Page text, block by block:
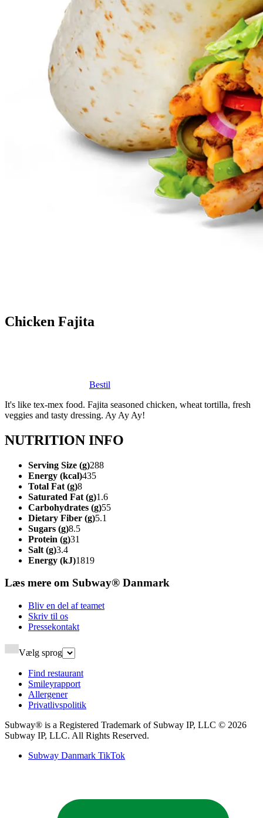
Chicken Fajita​​​​‌ ‍ ​‍​‍‌‍ ‌ ​‍‌‍‍‌‌‍‌ ‌‍‍‌‌‍ ‍​‍​‍​ ‍‍​‍​‍‌ ​ ‌‍​‌‌‍ ‍‌‍‍‌‌ ‌​‌ ‍‌​‍ ‍‌‍‍‌‌‍ ​‍​‍​‍ ​​‍​‍‌‍‍​‌ ​‍‌‍‌‌‌‍‌‍​‍​‍​ ‍‍​‍​‍‌‍‍​‌ ‌​‌ ‌​‌ ​​‌ ​ ​ ‍‍​‍ ​‍ ‌‍ ‍‌‍ ‌ ​‍‌‍‌​‌‍‍‌‌‍​ ​‍ ‌‌‍​‍‌‍‍‌‌ ‌​‌‍‌‌‌ ​ ​‍ ‌‌‍‌ ‌ ​‍‌‍ ‌ ‌‌‌ ​​​‍ ‌‌ ​ ‌ ‌​‌ ‌‌‌‍‌​‌‍‍‌‌‍ ​‍ ‍‌ ‌‍‌‍‌‌‌ ​‍‌‍​ ‌‍‌‌‌‍ ​​‍ ‍‌‍​‌‌ ​​‌ ​​​‍ ‌‍‍‌‌‍ ‍‌ ‌​‌‍‌‌‌‍ ‍‌ ‌​​‍ ‌‍‌‌‌‍‌​‌‍‍‌‌ ‌​​‍ ‌‍ ‌‌‍ ‌‍‌​‌‍‌‌​ ‌‌ ​​‌ ​‍‌‍‌‌‌ ​ ‌‍‌‌‌‍ ‍‌ ‌​‌‍​‌‌ ‌​‌‍‍‌‌‍ ‌‍ ‍​ ‍ ‌‍‍‌‌‍‌​​ ‌​ ​ ‌‍‌​​ ‍​‌‍‌‌​ ‌ ‌‍​‌​ ‌‌‌‍‌​​‍ ‌​ ‌‌‌‍‌​​ ‌‍​ ‌‌​‍ ‌​ ‌​​ ‌‍​ ​ ​ ‍​​‍ ‌​ ‍​‌‍​‌‌‍​‍​ ​‌​‍ ‌​ ‌‌​ ‌​​ ‌​‌‍​‌‌‍​‌‌‍​‌​ ‌​​ ‍​​ ‌ ​ ‍​​ ‌‍​ ​‍​ ‍ ‌ ‌​‌ ‍‌‌ ​​‌‍‌‌​ ‌‌ ​​‌ ​‍‌‍ ‌‍‌​‌ ‌‌‌‍​ ‌ ‌​​ ‍ ‌ ​​‌‍​‌‌ ‌​‌‍‍​​ ‌‌‍ ‍‌‍​‌‌‍ ‌‌‍‌‌​‍‌‌​ ‌‌‌​​‍‌‌ ‌‍‍ ‌‍‌‌‌ ‍‌​‍‌‌​ ​ ‌​‌​​‍‌‌​ ​ ‌​‌​​‍‌‌​ ​‍​ ​‍‌‍‌​‌‍​‌​‍‌‌​ ​‍​ ​‍​‍‌‌​ ‌‌‌​‌​​‍ ‍‌ ‌‍‌‍​‌‌‍ ​‌ ‌‌‌‍‌‌​ ‌‍​‍‌‍​‌‌ ​ ‌‍‌‌‌‌‌‌‌ ​‍‌‍ ​​ ‌‌‍‍​‌ ‌​‌ ‌​‌ ​​‌ ​ ​‍‌‌​ ​ ‌​​‌​‍‌‌​ ​‍‌​‌‍​‍‌‌​ ​‍‌​‌‍‌‍ ‍‌‍ ‌ ​‍‌‍‌​‌‍‍‌‌‍​ ​‍ ‌‌‍​‍‌‍‍‌‌ ‌​‌‍‌‌‌ ​ ​‍ ‌‌‍‌ ‌ ​‍‌‍ ‌ ‌‌‌ ​​​‍ ‌‌ ​ ‌ ‌​‌ ‌‌‌‍‌​‌‍‍‌‌‍ ​‍ ‍‌ ‌‍‌‍‌‌‌ ​‍‌‍​ ‌‍‌‌‌‍ ​​‍ ‍‌‍​‌‌ ​​‌ ​​​‍‌‍‌‍‍‌‌‍‌​​ ‌​ ​ ‌‍‌​​ ‍​‌‍‌‌​ ‌ ‌‍​‌​ ‌‌‌‍‌​​‍ ‌​ ‌‌‌‍‌​​ ‌‍​ ‌‌​‍ ‌​ ‌​​ ‌‍​ ​ ​ ‍​​‍ ‌​ ‍​‌‍​‌‌‍​‍​ ​‌​‍ ‌​ ‌‌​ ‌​​ ‌​‌‍​‌‌‍​‌‌‍​‌​ ‌​​ ‍​​ ‌ ​ ‍​​ ‌‍​ ​‍​‍‌‍‌ ‌​‌ ‍‌‌ ​​‌‍‌‌​ ‌‌ ​​‌ ​‍‌‍ ‌‍‌​‌ ‌‌‌‍​ ‌ ‌​​‍‌‍‌ ​​‌‍​‌‌ ‌​‌‍‍​​ ‌‌‍ ‍‌‍​‌‌‍ ‌‌‍‌‌​‍‌‌​ ‌‌‌​​‍‌‌ ‌‍‍ ‌‍‌‌‌ ‍‌​‍‌‌​ ​ ‌​‌​​‍‌‌​ ​ ‌​‌​​‍‌‌​ ​‍​ ​‍‌‍‌​‌‍​‌​‍‌‌​ ​‍​ ​‍​‍‌‌​ ‌‌‌​‌​​‍ ‍‌ ‌‍‌‍​‌‌‍ ​‌ ‌‌‌‍‌‌​‍‌‍‌ ​​‌‍‌‌‌ ​‍‌ ​ ‌ ​​‌‍‌‌‌‍​ ‌ ‌​‌‍‍‌‌ ‌‍‌‍‌‌​ ‌‌ ​​‌ ‌‌‌‍​‍‌‍ ​‌‍‍‌‌ ​ ‌‍‍​‌‍‌‌‌‍‌​​‍​‍‌ ‌
Bestil
It's like tex-mex food. Fajita seasoned chicken, wheat tortilla, fresh
veggies and tasty dressing. Ay Ay Ay!​​​​‌ ‍ ​‍​‍‌‍ ‌ ​‍‌‍‍‌‌‍‌ ‌‍‍‌‌‍ ‍​‍​‍​ ‍‍​‍​‍‌ ​ ‌‍​‌‌‍ ‍‌‍‍‌‌ ‌​‌ ‍‌​‍ ‍‌‍‍‌‌‍ ​‍​‍​‍ ​​‍​‍‌‍‍​‌ ​‍‌‍‌‌‌‍‌‍​‍​‍​ ‍‍​‍​‍‌‍‍​‌ ‌​‌ ‌​‌ ​​‌ ​ ​ ‍‍​‍ ​‍ ‌‍ ‍‌‍ ‌ ​‍‌‍‌​‌‍‍‌‌‍​ ​‍ ‌‌‍​‍‌‍‍‌‌ ‌​‌‍‌‌‌ ​ ​‍ ‌‌‍‌ ‌ ​‍‌‍ ‌ ‌‌‌ ​​​‍ ‌‌ ​ ‌ ‌​‌ ‌‌‌‍‌​‌‍‍‌‌‍ ​‍ ‍‌ ‌‍‌‍‌‌‌ ​‍‌‍​ ‌‍‌‌‌‍ ​​‍ ‍‌‍​‌‌ ​​‌ ​​​‍ ‌‍‍‌‌‍ ‍‌ ‌​‌‍‌‌‌‍ ‍‌ ‌​​‍ ‌‍‌‌‌‍‌​‌‍‍‌‌ ‌​​‍ ‌‍ ‌‌‍ ‌‍‌​‌‍‌‌​ ‌‌ ​​‌ ​‍‌‍‌‌‌ ​ ‌‍‌‌‌‍ ‍‌ ‌​‌‍​‌‌ ‌​‌‍‍‌‌‍ ‌‍ ‍​ ‍ ‌‍‍‌‌‍‌​​ ‌​ ​ ‌‍‌​​ ‍​‌‍‌‌​ ‌ ‌‍​‌​ ‌‌‌‍‌​​‍ ‌​ ‌‌‌‍‌​​ ‌‍​ ‌‌​‍ ‌​ ‌​​ ‌‍​ ​ ​ ‍​​‍ ‌​ ‍​‌‍​‌‌‍​‍​ ​‌​‍ ‌​ ‌‌​ ‌​​ ‌​‌‍​‌‌‍​‌‌‍​‌​ ‌​​ ‍​​ ‌ ​ ‍​​ ‌‍​ ​‍​ ‍ ‌ ‌​‌ ‍‌‌ ​​‌‍‌‌​ ‌‌ ​​‌ ​‍‌‍ ‌‍‌​‌ ‌‌‌‍​ ‌ ‌​​ ‍ ‌ ​​‌‍​‌‌ ‌​‌‍‍​​ ‌‌‍‌​‌‍‌‌‌ ​ ‌‍​ ‌ ​‍‌‍‍‌‌ ​​‌ ‌​‌‍‍‌‌‍ ‌‍ ‍​‍‌‌​ ‌‌‌​​‍‌‌ ‌‍‍ ‌‍‌‌‌ ‍‌​‍‌‌​ ​ ‌​‌​​‍‌‌​ ​ ‌​‌​​‍‌‌​ ​‍​ ​‍‌‍‌​‌‍​‌​‍‌‌​ ​‍​ ​‍​‍‌‌​ ‌‌‌​‌​​‍ ‍‌ ‌‍‌‍​‌‌‍ ​‌ ‌‌‌‍‌‌​‍ ‍‌ ‌‍‌‍​‌‌‍ ​‌ ‌‌‌‍‌‌​‍‌‌​ ‌‌‌​​‍‌‌ ‌‍‍ ‌‍‌‌‌ ‍‌​‍‌‌​ ​ ‌​‌​​‍‌‌​ ​ ‌​‌​​‍‌‌​ ​‍​ ​‍​ ‍​​ ​‍‌‍​‍​ ‍​‌‍‌‍‌‍​‍​ ​‍​ ‍‌​ ‍‌​ ‍‌‌‍​‍​ ​‌​‍‌‌​ ​‍​ ​‍​‍‌‌​ ‌‌‌​‌​​‍ ‍‌‍​ ‌‍‍​‌‍‍‌‌‍ ​‌‍‌​‌ ​‍‌‍‌‌‌‍ ‍​‍‌‌​ ‌‌‌​​‍‌‌ ‌‍‍ ‌‍‌‌‌ ‍‌​‍‌‌​ ​ ‌​‌​​‍‌‌​ ​ ‌​‌​​‍‌‌​ ​‍​ ​‍​ ‌‍‌‍‌‍‌‍​ ​ ‍‌‌‍​‍​ ​‍‌‍​‌‌‍​ ‌‍​ ‌‍‌‌​ ​‌​ ‍‌​‍‌‌​ ​‍​ ​‍​‍‌‌​ ‌‌‌​‌​​‍ ‍‌ ‌​‌‍‌‌‌ ‍​‌ ‌​​ ‌‍​‍‌‍​‌‌ ​ ‌‍‌‌‌‌‌‌‌ ​‍‌‍ ​​ ‌‌‍‍​‌ ‌​‌ ‌​‌ ​​‌ ​ ​‍‌‌​ ​ ‌​​‌​‍‌‌​ ​‍‌​‌‍​‍‌‌​ ​‍‌​‌‍‌‍ ‍‌‍ ‌ ​‍‌‍‌​‌‍‍‌‌‍​ ​‍ ‌‌‍​‍‌‍‍‌‌ ‌​‌‍‌‌‌ ​ ​‍ ‌‌‍‌ ‌ ​‍‌‍ ‌ ‌‌‌ ​​​‍ ‌‌ ​ ‌ ‌​‌ ‌‌‌‍‌​‌‍‍‌‌‍ ​‍ ‍‌ ‌‍‌‍‌‌‌ ​‍‌‍​ ‌‍‌‌‌‍ ​​‍ ‍‌‍​‌‌ ​​‌ ​​​‍‌‍‌‍‍‌‌‍‌​​ ‌​ ​ ‌‍‌​​ ‍​‌‍‌‌​ ‌ ‌‍​‌​ ‌‌‌‍‌​​‍ ‌​ ‌‌‌‍‌​​ ‌‍​ ‌‌​‍ ‌​ ‌​​ ‌‍​ ​ ​ ‍​​‍ ‌​ ‍​‌‍​‌‌‍​‍​ ​‌​‍ ‌​ ‌‌​ ‌​​ ‌​‌‍​‌‌‍​‌‌‍​‌​ ‌​​ ‍​​ ‌ ​ ‍​​ ‌‍​ ​‍​‍‌‍‌ ‌​‌ ‍‌‌ ​​‌‍‌‌​ ‌‌ ​​‌ ​‍‌‍ ‌‍‌​‌ ‌‌‌‍​ ‌ ‌​​‍‌‍‌ ​​‌‍​‌‌ ‌​‌‍‍​​ ‌‌‍‌​‌‍‌‌‌ ​ ‌‍​ ‌ ​‍‌‍‍‌‌ ​​‌ ‌​‌‍‍‌‌‍ ‌‍ ‍​‍‌‌​ ‌‌‌​​‍‌‌ ‌‍‍ ‌‍‌‌‌ ‍‌​‍‌‌​ ​ ‌​‌​​‍‌‌​ ​ ‌​‌​​‍‌‌​ ​‍​ ​‍‌‍‌​‌‍​‌​‍‌‌​ ​‍​ ​‍​‍‌‌​ ‌‌‌​‌​​‍ ‍‌ ‌‍‌‍​‌‌‍ ​‌ ‌‌‌‍‌‌​‍ ‍‌ ‌‍‌‍​‌‌‍ ​‌ ‌‌‌‍‌‌​‍‌‌​ ‌‌‌​​‍‌‌ ‌‍‍ ‌‍‌‌‌ ‍‌​‍‌‌​ ​ ‌​‌​​‍‌‌​ ​ ‌​‌​​‍‌‌​ ​‍​ ​‍​ ‍​​ ​‍‌‍​‍​ ‍​‌‍‌‍‌‍​‍​ ​‍​ ‍‌​ ‍‌​ ‍‌‌‍​‍​ ​‌​‍‌‌​ ​‍​ ​‍​‍‌‌​ ‌‌‌​‌​​‍ ‍‌‍​ ‌‍‍​‌‍‍‌‌‍ ​‌‍‌​‌ ​‍‌‍‌‌‌‍ ‍​‍‌‌​ ‌‌‌​​‍‌‌ ‌‍‍ ‌‍‌‌‌ ‍‌​‍‌‌​ ​ ‌​‌​​‍‌‌​ ​ ‌​‌​​‍‌‌​ ​‍​ ​‍​ ‌‍‌‍‌‍‌‍​ ​ ‍‌‌‍​‍​ ​‍‌‍​‌‌‍​ ‌‍​ ‌‍‌‌​ ​‌​ ‍‌​‍‌‌​ ​‍​ ​‍​‍‌‌​ ‌‌‌​‌​​‍ ‍‌ ‌​‌‍‌‌‌ ‍​‌ ‌​​‍‌‍‌ ​​‌‍‌‌‌ ​‍‌ ​ ‌ ​​‌‍‌‌‌‍​ ‌ ‌​‌‍‍‌‌ ‌‍‌‍‌‌​ ‌‌ ​​‌ ‌‌‌‍​‍‌‍ ​‌‍‍‌‌ ​ ‌‍‍​‌‍‌‌‌‍‌​​‍​‍‌ ‌
NUTRITION INFO​​​​‌ ‍ ​‍​‍‌‍ ‌ ​‍‌‍‍‌‌‍‌ ‌‍‍‌‌‍ ‍​‍​‍​ ‍‍​‍​‍‌ ​ ‌‍​‌‌‍ ‍‌‍‍‌‌ ‌​‌ ‍‌​‍ ‍‌‍‍‌‌‍ ​‍​‍​‍ ​​‍​‍‌‍‍​‌ ​‍‌‍‌‌‌‍‌‍​‍​‍​ ‍‍​‍​‍‌‍‍​‌ ‌​‌ ‌​‌ ​​‌ ​ ​ ‍‍​‍ ​‍ ‌‍ ‍‌‍ ‌ ​‍‌‍‌​‌‍‍‌‌‍​ ​‍ ‌‌‍​‍‌‍‍‌‌ ‌​‌‍‌‌‌ ​ ​‍ ‌‌‍‌ ‌ ​‍‌‍ ‌ ‌‌‌ ​​​‍ ‌‌ ​ ‌ ‌​‌ ‌‌‌‍‌​‌‍‍‌‌‍ ​‍ ‍‌ ‌‍‌‍‌‌‌ ​‍‌‍​ ‌‍‌‌‌‍ ​​‍ ‍‌‍​‌‌ ​​‌ ​​​‍ ‌‍‍‌‌‍ ‍‌ ‌​‌‍‌‌‌‍ ‍‌ ‌​​‍ ‌‍‌‌‌‍‌​‌‍‍‌‌ ‌​​‍ ‌‍ ‌‌‍ ‌‍‌​‌‍‌‌​ ‌‌ ​​‌ ​‍‌‍‌‌‌ ​ ‌‍‌‌‌‍ ‍‌ ‌​‌‍​‌‌ ‌​‌‍‍‌‌‍ ‌‍ ‍​ ‍ ‌‍‍‌‌‍‌​​ ‌​ ​ ‌‍‌​​ ‍​‌‍‌‌​ ‌ ‌‍​‌​ ‌‌‌‍‌​​‍ ‌​ ‌‌‌‍‌​​ ‌‍​ ‌‌​‍ ‌​ ‌​​ ‌‍​ ​ ​ ‍​​‍ ‌​ ‍​‌‍​‌‌‍​‍​ ​‌​‍ ‌​ ‌‌​ ‌​​ ‌​‌‍​‌‌‍​‌‌‍​‌​ ‌​​ ‍​​ ‌ ​ ‍​​ ‌‍​ ​‍​ ‍ ‌ ‌​‌ ‍‌‌ ​​‌‍‌‌​ ‌‌ ​​‌ ​‍‌‍ ‌‍‌​‌ ‌‌‌‍​ ‌ ‌​​ ‍ ‌ ​​‌‍​‌‌ ‌​‌‍‍​​ ‌‌‍‌​‌‍‌‌‌ ​ ‌‍​ ‌ ​‍‌‍‍‌‌ ​​‌ ‌​‌‍‍‌‌‍ ‌‍ ‍​‍‌‌​ ‌‌‌​​‍‌‌ ‌‍‍ ‌‍‌‌‌ ‍‌​‍‌‌​ ​ ‌​‌​​‍‌‌​ ​ ‌​‌​​‍‌‌​ ​‍​ ​‍‌‍‌​‌‍​‌​‍‌‌​ ​‍​ ​‍​‍‌‌​ ‌‌‌​‌​​‍ ‍‌ ‌‍‌‍​‌‌‍ ​‌ ‌‌‌‍‌‌​‍ ‍‌ ‌‍‌‍​‌‌‍ ​‌ ‌‌‌‍‌‌​‍‌‌​ ‌‌‌​​‍‌‌ ‌‍‍ ‌‍‌‌‌ ‍‌​‍‌‌​ ​ ‌​‌​​‍‌‌​ ​ ‌​‌​​‍‌‌​ ​‍​ ​‍​ ‌​‌‍‌​‌‍‌‌‌‍​ ​ ‌ ​ ‌‍‌‍​‌‌‍‌‌‌‍​ ​ ‌ ​ ​‍​ ‌​​‍‌‌​ ​‍​ ​‍​‍‌‌​ ‌‌‌​‌​​‍ ‍‌‍​ ‌‍‍​‌‍‍‌‌‍ ​‌‍‌​‌ ​‍‌‍‌‌‌‍ ‍​‍‌‌​ ‌‌‌​​‍‌‌ ‌‍‍ ‌‍‌‌‌ ‍‌​‍‌‌​ ​ ‌​‌​​‍‌‌​ ​ ‌​‌​​‍‌‌​ ​‍​ ​‍​ ‌‌‌‍​ ​ ​ ​ ​‌‌‍​‍‌‍‌‌‌‍‌‍​ ​​​ ​ ‌‍‌‌‌‍​‍​ ‍​​‍‌‌​ ​‍​ ​‍​‍‌‌​ ‌‌‌​‌​​‍ ‍‌ ‌​‌‍‌‌‌ ‍​‌ ‌​​ ‌‍​‍‌‍​‌‌ ​ ‌‍‌‌‌‌‌‌‌ ​‍‌‍ ​​ ‌‌‍‍​‌ ‌​‌ ‌​‌ ​​‌ ​ ​‍‌‌​ ​ ‌​​‌​‍‌‌​ ​‍‌​‌‍​‍‌‌​ ​‍‌​‌‍‌‍ ‍‌‍ ‌ ​‍‌‍‌​‌‍‍‌‌‍​ ​‍ ‌‌‍​‍‌‍‍‌‌ ‌​‌‍‌‌‌ ​ ​‍ ‌‌‍‌ ‌ ​‍‌‍ ‌ ‌‌‌ ​​​‍ ‌‌ ​ ‌ ‌​‌ ‌‌‌‍‌​‌‍‍‌‌‍ ​‍ ‍‌ ‌‍‌‍‌‌‌ ​‍‌‍​ ‌‍‌‌‌‍ ​​‍ ‍‌‍​‌‌ ​​‌ ​​​‍‌‍‌‍‍‌‌‍‌​​ ‌​ ​ ‌‍‌​​ ‍​‌‍‌‌​ ‌ ‌‍​‌​ ‌‌‌‍‌​​‍ ‌​ ‌‌‌‍‌​​ ‌‍​ ‌‌​‍ ‌​ ‌​​ ‌‍​ ​ ​ ‍​​‍ ‌​ ‍​‌‍​‌‌‍​‍​ ​‌​‍ ‌​ ‌‌​ ‌​​ ‌​‌‍​‌‌‍​‌‌‍​‌​ ‌​​ ‍​​ ‌ ​ ‍​​ ‌‍​ ​‍​‍‌‍‌ ‌​‌ ‍‌‌ ​​‌‍‌‌​ ‌‌ ​​‌ ​‍‌‍ ‌‍‌​‌ ‌‌‌‍​ ‌ ‌​​‍‌‍‌ ​​‌‍​‌‌ ‌​‌‍‍​​ ‌‌‍‌​‌‍‌‌‌ ​ ‌‍​ ‌ ​‍‌‍‍‌‌ ​​‌ ‌​‌‍‍‌‌‍ ‌‍ ‍​‍‌‌​ ‌‌‌​​‍‌‌ ‌‍‍ ‌‍‌‌‌ ‍‌​‍‌‌​ ​ ‌​‌​​‍‌‌​ ​ ‌​‌​​‍‌‌​ ​‍​ ​‍‌‍‌​‌‍​‌​‍‌‌​ ​‍​ ​‍​‍‌‌​ ‌‌‌​‌​​‍ ‍‌ ‌‍‌‍​‌‌‍ ​‌ ‌‌‌‍‌‌​‍ ‍‌ ‌‍‌‍​‌‌‍ ​‌ ‌‌‌‍‌‌​‍‌‌​ ‌‌‌​​‍‌‌ ‌‍‍ ‌‍‌‌‌ ‍‌​‍‌‌​ ​ ‌​‌​​‍‌‌​ ​ ‌​‌​​‍‌‌​ ​‍​ ​‍​ ‌​‌‍‌​‌‍‌‌‌‍​ ​ ‌ ​ ‌‍‌‍​‌‌‍‌‌‌‍​ ​ ‌ ​ ​‍​ ‌​​‍‌‌​ ​‍​ ​‍​‍‌‌​ ‌‌‌​‌​​‍ ‍‌‍​ ‌‍‍​‌‍‍‌‌‍ ​‌‍‌​‌ ​‍‌‍‌‌‌‍ ‍​‍‌‌​ ‌‌‌​​‍‌‌ ‌‍‍ ‌‍‌‌‌ ‍‌​‍‌‌​ ​ ‌​‌​​‍‌‌​ ​ ‌​‌​​‍‌‌​ ​‍​ ​‍​ ‌‌‌‍​ ​ ​ ​ ​‌‌‍​‍‌‍‌‌‌‍‌‍​ ​​​ ​ ‌‍‌‌‌‍​‍​ ‍​​‍‌‌​ ​‍​ ​‍​‍‌‌​ ‌‌‌​‌​​‍ ‍‌ ‌​‌‍‌‌‌ ‍​‌ ‌​​‍‌‍‌ ​​‌‍‌‌‌ ​‍‌ ​ ‌ ​​‌‍‌‌‌‍​ ‌ ‌​‌‍‍‌‌ ‌‍‌‍‌‌​ ‌‌ ​​‌ ‌‌‌‍​‍‌‍ ​‌‍‍‌‌ ​ ‌‍‍​‌‍‌‌‌‍‌​​‍​‍‌ ‌
Serving Size (g)​​​​‌ ‍ ​‍​‍‌‍ ‌ ​‍‌‍‍‌‌‍‌ ‌‍‍‌‌‍ ‍​‍​‍​ ‍‍​‍​‍‌ ​ ‌‍​‌‌‍ ‍‌‍‍‌‌ ‌​‌ ‍‌​‍ ‍‌‍‍‌‌‍ ​‍​‍​‍ ​​‍​‍‌‍‍​‌ ​‍‌‍‌‌‌‍‌‍​‍​‍​ ‍‍​‍​‍‌‍‍​‌ ‌​‌ ‌​‌ ​​‌ ​ ​ ‍‍​‍ ​‍ ‌‍ ‍‌‍ ‌ ​‍‌‍‌​‌‍‍‌‌‍​ ​‍ ‌‌‍​‍‌‍‍‌‌ ‌​‌‍‌‌‌ ​ ​‍ ‌‌‍‌ ‌ ​‍‌‍ ‌ ‌‌‌ ​​​‍ ‌‌ ​ ‌ ‌​‌ ‌‌‌‍‌​‌‍‍‌‌‍ ​‍ ‍‌ ‌‍‌‍‌‌‌ ​‍‌‍​ ‌‍‌‌‌‍ ​​‍ ‍‌‍​‌‌ ​​‌ ​​​‍ ‌‍‍‌‌‍ ‍‌ ‌​‌‍‌‌‌‍ ‍‌ ‌​​‍ ‌‍‌‌‌‍‌​‌‍‍‌‌ ‌​​‍ ‌‍ ‌‌‍ ‌‍‌​‌‍‌‌​ ‌‌ ​​‌ ​‍‌‍‌‌‌ ​ ‌‍‌‌‌‍ ‍‌ ‌​‌‍​‌‌ ‌​‌‍‍‌‌‍ ‌‍ ‍​ ‍ ‌‍‍‌‌‍‌​​ ‌​ ​ ‌‍‌​​ ‍​‌‍‌‌​ ‌ ‌‍​‌​ ‌‌‌‍‌​​‍ ‌​ ‌‌‌‍‌​​ ‌‍​ ‌‌​‍ ‌​ ‌​​ ‌‍​ ​ ​ ‍​​‍ ‌​ ‍​‌‍​‌‌‍​‍​ ​‌​‍ ‌​ ‌‌​ ‌​​ ‌​‌‍​‌‌‍​‌‌‍​‌​ ‌​​ ‍​​ ‌ ​ ‍​​ ‌‍​ ​‍​ ‍ ‌ ‌​‌ ‍‌‌ ​​‌‍‌‌​ ‌‌ ​​‌ ​‍‌‍ ‌‍‌​‌ ‌‌‌‍​ ‌ ‌​​ ‍ ‌ ​​‌‍​‌‌ ‌​‌‍‍​​ ‌‌‍‌​‌‍‌‌‌ ​ ‌‍​ ‌ ​‍‌‍‍‌‌ ​​‌ ‌​‌‍‍‌‌‍ ‌‍ ‍​‍‌‌​ ‌‌‌​​‍‌‌ ‌‍‍ ‌‍‌‌‌ ‍‌​‍‌‌​ ​ ‌​‌​​‍‌‌​ ​ ‌​‌​​‍‌‌​ ​‍​ ​‍‌‍‌​‌‍​‌​‍‌‌​ ​‍​ ​‍​‍‌‌​ ‌‌‌​‌​​‍ ‍‌ ‌‍‌‍​‌‌‍ ​‌ ‌‌‌‍‌‌​‍ ‍‌ ‌‍‌‍​‌‌‍ ​‌ ‌‌‌‍‌‌​‍‌‌​ ‌‌‌​​‍‌‌ ‌‍‍ ‌‍‌‌‌ ‍‌​‍‌‌​ ​ ‌​‌​​‍‌‌​ ​ ‌​‌​​‍‌‌​ ​‍​ ​‍‌‍‌​​ ​ ​ ‌‍‌‍​ ​ ‍​‌‍‌‌‌‍​ ​ ​‌​ ​‍​ ​‍​ ‌‌​ ‌‌​‍‌‌​ ​‍​ ​‍​‍‌‌​ ‌‌‌​‌​​‍ ‍‌‍​ ‌‍‍​‌‍‍‌‌‍ ​‌‍‌​‌ ​‍‌‍‌‌‌‍ ‍​‍‌‌​ ‌‌‌​​‍‌‌ ‌‍‍ ‌‍‌‌‌ ‍‌​‍‌‌​ ​ ‌​‌​​‍‌‌​ ​ ‌​‌​​‍‌‌​ ​‍​ ​‍​ ​​​ ‍​‌‍‌​​ ‍​‌‍​‍‌‍‌‌‌‍​‌‌‍​ ‌‍‌‌​ ​​​ ‌‍‌‍‌‍​‍‌‌​ ​‍​ ​‍​‍‌‌​ ‌‌‌​‌​​‍ ‍‌ ‌​‌‍‌‌‌ ‍​‌ ‌​​ ‌‍​‍‌‍​‌‌ ​ ‌‍‌‌‌‌‌‌‌ ​‍‌‍ ​​ ‌‌‍‍​‌ ‌​‌ ‌​‌ ​​‌ ​ ​‍‌‌​ ​ ‌​​‌​‍‌‌​ ​‍‌​‌‍​‍‌‌​ ​‍‌​‌‍‌‍ ‍‌‍ ‌ ​‍‌‍‌​‌‍‍‌‌‍​ ​‍ ‌‌‍​‍‌‍‍‌‌ ‌​‌‍‌‌‌ ​ ​‍ ‌‌‍‌ ‌ ​‍‌‍ ‌ ‌‌‌ ​​​‍ ‌‌ ​ ‌ ‌​‌ ‌‌‌‍‌​‌‍‍‌‌‍ ​‍ ‍‌ ‌‍‌‍‌‌‌ ​‍‌‍​ ‌‍‌‌‌‍ ​​‍ ‍‌‍​‌‌ ​​‌ ​​​‍‌‍‌‍‍‌‌‍‌​​ ‌​ ​ ‌‍‌​​ ‍​‌‍‌‌​ ‌ ‌‍​‌​ ‌‌‌‍‌​​‍ ‌​ ‌‌‌‍‌​​ ‌‍​ ‌‌​‍ ‌​ ‌​​ ‌‍​ ​ ​ ‍​​‍ ‌​ ‍​‌‍​‌‌‍​‍​ ​‌​‍ ‌​ ‌‌​ ‌​​ ‌​‌‍​‌‌‍​‌‌‍​‌​ ‌​​ ‍​​ ‌ ​ ‍​​ ‌‍​ ​‍​‍‌‍‌ ‌​‌ ‍‌‌ ​​‌‍‌‌​ ‌‌ ​​‌ ​‍‌‍ ‌‍‌​‌ ‌‌‌‍​ ‌ ‌​​‍‌‍‌ ​​‌‍​‌‌ ‌​‌‍‍​​ ‌‌‍‌​‌‍‌‌‌ ​ ‌‍​ ‌ ​‍‌‍‍‌‌ ​​‌ ‌​‌‍‍‌‌‍ ‌‍ ‍​‍‌‌​ ‌‌‌​​‍‌‌ ‌‍‍ ‌‍‌‌‌ ‍‌​‍‌‌​ ​ ‌​‌​​‍‌‌​ ​ ‌​‌​​‍‌‌​ ​‍​ ​‍‌‍‌​‌‍​‌​‍‌‌​ ​‍​ ​‍​‍‌‌​ ‌‌‌​‌​​‍ ‍‌ ‌‍‌‍​‌‌‍ ​‌ ‌‌‌‍‌‌​‍ ‍‌ ‌‍‌‍​‌‌‍ ​‌ ‌‌‌‍‌‌​‍‌‌​ ‌‌‌​​‍‌‌ ‌‍‍ ‌‍‌‌‌ ‍‌​‍‌‌​ ​ ‌​‌​​‍‌‌​ ​ ‌​‌​​‍‌‌​ ​‍​ ​‍‌‍‌​​ ​ ​ ‌‍‌‍​ ​ ‍​‌‍‌‌‌‍​ ​ ​‌​ ​‍​ ​‍​ ‌‌​ ‌‌​‍‌‌​ ​‍​ ​‍​‍‌‌​ ‌‌‌​‌​​‍ ‍‌‍​ ‌‍‍​‌‍‍‌‌‍ ​‌‍‌​‌ ​‍‌‍‌‌‌‍ ‍​‍‌‌​ ‌‌‌​​‍‌‌ ‌‍‍ ‌‍‌‌‌ ‍‌​‍‌‌​ ​ ‌​‌​​‍‌‌​ ​ ‌​‌​​‍‌‌​ ​‍​ ​‍​ ​​​ ‍​‌‍‌​​ ‍​‌‍​‍‌‍‌‌‌‍​‌‌‍​ ‌‍‌‌​ ​​​ ‌‍‌‍‌‍​‍‌‌​ ​‍​ ​‍​‍‌‌​ ‌‌‌​‌​​‍ ‍‌ ‌​‌‍‌‌‌ ‍​‌ ‌​​‍‌‍‌ ​​‌‍‌‌‌ ​‍‌ ​ ‌ ​​‌‍‌‌‌‍​ ‌ ‌​‌‍‍‌‌ ‌‍‌‍‌‌​ ‌‌ ​​‌ ‌‌‌‍​‍‌‍ ​‌‍‍‌‌ ​ ‌‍‍​‌‍‌‌‌‍‌​​‍​‍‌ ‌288​​​​‌ ‍ ​‍​‍‌‍ ‌ ​‍‌‍‍‌‌‍‌ ‌‍‍‌‌‍ ‍​‍​‍​ ‍‍​‍​‍‌ ​ ‌‍​‌‌‍ ‍‌‍‍‌‌ ‌​‌ ‍‌​‍ ‍‌‍‍‌‌‍ ​‍​‍​‍ ​​‍​‍‌‍‍​‌ ​‍‌‍‌‌‌‍‌‍​‍​‍​ ‍‍​‍​‍‌‍‍​‌ ‌​‌ ‌​‌ ​​‌ ​ ​ ‍‍​‍ ​‍ ‌‍ ‍‌‍ ‌ ​‍‌‍‌​‌‍‍‌‌‍​ ​‍ ‌‌‍​‍‌‍‍‌‌ ‌​‌‍‌‌‌ ​ ​‍ ‌‌‍‌ ‌ ​‍‌‍ ‌ ‌‌‌ ​​​‍ ‌‌ ​ ‌ ‌​‌ ‌‌‌‍‌​‌‍‍‌‌‍ ​‍ ‍‌ ‌‍‌‍‌‌‌ ​‍‌‍​ ‌‍‌‌‌‍ ​​‍ ‍‌‍​‌‌ ​​‌ ​​​‍ ‌‍‍‌‌‍ ‍‌ ‌​‌‍‌‌‌‍ ‍‌ ‌​​‍ ‌‍‌‌‌‍‌​‌‍‍‌‌ ‌​​‍ ‌‍ ‌‌‍ ‌‍‌​‌‍‌‌​ ‌‌ ​​‌ ​‍‌‍‌‌‌ ​ ‌‍‌‌‌‍ ‍‌ ‌​‌‍​‌‌ ‌​‌‍‍‌‌‍ ‌‍ ‍​ ‍ ‌‍‍‌‌‍‌​​ ‌​ ​ ‌‍‌​​ ‍​‌‍‌‌​ ‌ ‌‍​‌​ ‌‌‌‍‌​​‍ ‌​ ‌‌‌‍‌​​ ‌‍​ ‌‌​‍ ‌​ ‌​​ ‌‍​ ​ ​ ‍​​‍ ‌​ ‍​‌‍​‌‌‍​‍​ ​‌​‍ ‌​ ‌‌​ ‌​​ ‌​‌‍​‌‌‍​‌‌‍​‌​ ‌​​ ‍​​ ‌ ​ ‍​​ ‌‍​ ​‍​ ‍ ‌ ‌​‌ ‍‌‌ ​​‌‍‌‌​ ‌‌ ​​‌ ​‍‌‍ ‌‍‌​‌ ‌‌‌‍​ ‌ ‌​​ ‍ ‌ ​​‌‍​‌‌ ‌​‌‍‍​​ ‌‌‍‌​‌‍‌‌‌ ​ ‌‍​ ‌ ​‍‌‍‍‌‌ ​​‌ ‌​‌‍‍‌‌‍ ‌‍ ‍​‍‌‌​ ‌‌‌​​‍‌‌ ‌‍‍ ‌‍‌‌‌ ‍‌​‍‌‌​ ​ ‌​‌​​‍‌‌​ ​ ‌​‌​​‍‌‌​ ​‍​ ​‍‌‍‌​‌‍​‌​‍‌‌​ ​‍​ ​‍​‍‌‌​ ‌‌‌​‌​​‍ ‍‌ ‌‍‌‍​‌‌‍ ​‌ ‌‌‌‍‌‌​‍ ‍‌ ‌‍‌‍​‌‌‍ ​‌ ‌‌‌‍‌‌​‍‌‌​ ‌‌‌​​‍‌‌ ‌‍‍ ‌‍‌‌‌ ‍‌​‍‌‌​ ​ ‌​‌​​‍‌‌​ ​ ‌​‌​​‍‌‌​ ​‍​ ​‍‌‍‌​​ ​ ​ ‌‍‌‍​ ​ ‍​‌‍‌‌‌‍​ ​ ​‌​ ​‍​ ​‍​ ‌‌​ ‌‌​‍‌‌​ ​‍​ ​‍​‍‌‌​ ‌‌‌​‌​​‍ ‍‌‍​ ‌‍‍​‌‍‍‌‌‍ ​‌‍‌​‌ ​‍‌‍‌‌‌‍ ‍​‍‌‌​ ‌‌‌​​‍‌‌ ‌‍‍ ‌‍‌‌‌ ‍‌​‍‌‌​ ​ ‌​‌​​‍‌‌​ ​ ‌​‌​​‍‌‌​ ​‍​ ​‍​ ‍‌‌‍​‍​ ​ ​ ​ ​ ​​​ ‌ ‌‍​ ‌‍​‍‌‍‌‌​ ‌‌​ ‍​​ ​ ​‍‌‌​ ​‍​ ​‍​‍‌‌​ ‌‌‌​‌​​‍ ‍‌ ‌​‌‍‌‌‌ ‍​‌ ‌​​ ‌‍​‍‌‍​‌‌ ​ ‌‍‌‌‌‌‌‌‌ ​‍‌‍ ​​ ‌‌‍‍​‌ ‌​‌ ‌​‌ ​​‌ ​ ​‍‌‌​ ​ ‌​​‌​‍‌‌​ ​‍‌​‌‍​‍‌‌​ ​‍‌​‌‍‌‍ ‍‌‍ ‌ ​‍‌‍‌​‌‍‍‌‌‍​ ​‍ ‌‌‍​‍‌‍‍‌‌ ‌​‌‍‌‌‌ ​ ​‍ ‌‌‍‌ ‌ ​‍‌‍ ‌ ‌‌‌ ​​​‍ ‌‌ ​ ‌ ‌​‌ ‌‌‌‍‌​‌‍‍‌‌‍ ​‍ ‍‌ ‌‍‌‍‌‌‌ ​‍‌‍​ ‌‍‌‌‌‍ ​​‍ ‍‌‍​‌‌ ​​‌ ​​​‍‌‍‌‍‍‌‌‍‌​​ ‌​ ​ ‌‍‌​​ ‍​‌‍‌‌​ ‌ ‌‍​‌​ ‌‌‌‍‌​​‍ ‌​ ‌‌‌‍‌​​ ‌‍​ ‌‌​‍ ‌​ ‌​​ ‌‍​ ​ ​ ‍​​‍ ‌​ ‍​‌‍​‌‌‍​‍​ ​‌​‍ ‌​ ‌‌​ ‌​​ ‌​‌‍​‌‌‍​‌‌‍​‌​ ‌​​ ‍​​ ‌ ​ ‍​​ ‌‍​ ​‍​‍‌‍‌ ‌​‌ ‍‌‌ ​​‌‍‌‌​ ‌‌ ​​‌ ​‍‌‍ ‌‍‌​‌ ‌‌‌‍​ ‌ ‌​​‍‌‍‌ ​​‌‍​‌‌ ‌​‌‍‍​​ ‌‌‍‌​‌‍‌‌‌ ​ ‌‍​ ‌ ​‍‌‍‍‌‌ ​​‌ ‌​‌‍‍‌‌‍ ‌‍ ‍​‍‌‌​ ‌‌‌​​‍‌‌ ‌‍‍ ‌‍‌‌‌ ‍‌​‍‌‌​ ​ ‌​‌​​‍‌‌​ ​ ‌​‌​​‍‌‌​ ​‍​ ​‍‌‍‌​‌‍​‌​‍‌‌​ ​‍​ ​‍​‍‌‌​ ‌‌‌​‌​​‍ ‍‌ ‌‍‌‍​‌‌‍ ​‌ ‌‌‌‍‌‌​‍ ‍‌ ‌‍‌‍​‌‌‍ ​‌ ‌‌‌‍‌‌​‍‌‌​ ‌‌‌​​‍‌‌ ‌‍‍ ‌‍‌‌‌ ‍‌​‍‌‌​ ​ ‌​‌​​‍‌‌​ ​ ‌​‌​​‍‌‌​ ​‍​ ​‍‌‍‌​​ ​ ​ ‌‍‌‍​ ​ ‍​‌‍‌‌‌‍​ ​ ​‌​ ​‍​ ​‍​ ‌‌​ ‌‌​‍‌‌​ ​‍​ ​‍​‍‌‌​ ‌‌‌​‌​​‍ ‍‌‍​ ‌‍‍​‌‍‍‌‌‍ ​‌‍‌​‌ ​‍‌‍‌‌‌‍ ‍​‍‌‌​ ‌‌‌​​‍‌‌ ‌‍‍ ‌‍‌‌‌ ‍‌​‍‌‌​ ​ ‌​‌​​‍‌‌​ ​ ‌​‌​​‍‌‌​ ​‍​ ​‍​ ‍‌‌‍​‍​ ​ ​ ​ ​ ​​​ ‌ ‌‍​ ‌‍​‍‌‍‌‌​ ‌‌​ ‍​​ ​ ​‍‌‌​ ​‍​ ​‍​‍‌‌​ ‌‌‌​‌​​‍ ‍‌ ‌​‌‍‌‌‌ ‍​‌ ‌​​‍‌‍‌ ​​‌‍‌‌‌ ​‍‌ ​ ‌ ​​‌‍‌‌‌‍​ ‌ ‌​‌‍‍‌‌ ‌‍‌‍‌‌​ ‌‌ ​​‌ ‌‌‌‍​‍‌‍ ​‌‍‍‌‌ ​ ‌‍‍​‌‍‌‌‌‍‌​​‍​‍‌ ‌
Energy (kcal)​​​​‌ ‍ ​‍​‍‌‍ ‌ ​‍‌‍‍‌‌‍‌ ‌‍‍‌‌‍ ‍​‍​‍​ ‍‍​‍​‍‌ ​ ‌‍​‌‌‍ ‍‌‍‍‌‌ ‌​‌ ‍‌​‍ ‍‌‍‍‌‌‍ ​‍​‍​‍ ​​‍​‍‌‍‍​‌ ​‍‌‍‌‌‌‍‌‍​‍​‍​ ‍‍​‍​‍‌‍‍​‌ ‌​‌ ‌​‌ ​​‌ ​ ​ ‍‍​‍ ​‍ ‌‍ ‍‌‍ ‌ ​‍‌‍‌​‌‍‍‌‌‍​ ​‍ ‌‌‍​‍‌‍‍‌‌ ‌​‌‍‌‌‌ ​ ​‍ ‌‌‍‌ ‌ ​‍‌‍ ‌ ‌‌‌ ​​​‍ ‌‌ ​ ‌ ‌​‌ ‌‌‌‍‌​‌‍‍‌‌‍ ​‍ ‍‌ ‌‍‌‍‌‌‌ ​‍‌‍​ ‌‍‌‌‌‍ ​​‍ ‍‌‍​‌‌ ​​‌ ​​​‍ ‌‍‍‌‌‍ ‍‌ ‌​‌‍‌‌‌‍ ‍‌ ‌​​‍ ‌‍‌‌‌‍‌​‌‍‍‌‌ ‌​​‍ ‌‍ ‌‌‍ ‌‍‌​‌‍‌‌​ ‌‌ ​​‌ ​‍‌‍‌‌‌ ​ ‌‍‌‌‌‍ ‍‌ ‌​‌‍​‌‌ ‌​‌‍‍‌‌‍ ‌‍ ‍​ ‍ ‌‍‍‌‌‍‌​​ ‌​ ​ ‌‍‌​​ ‍​‌‍‌‌​ ‌ ‌‍​‌​ ‌‌‌‍‌​​‍ ‌​ ‌‌‌‍‌​​ ‌‍​ ‌‌​‍ ‌​ ‌​​ ‌‍​ ​ ​ ‍​​‍ ‌​ ‍​‌‍​‌‌‍​‍​ ​‌​‍ ‌​ ‌‌​ ‌​​ ‌​‌‍​‌‌‍​‌‌‍​‌​ ‌​​ ‍​​ ‌ ​ ‍​​ ‌‍​ ​‍​ ‍ ‌ ‌​‌ ‍‌‌ ​​‌‍‌‌​ ‌‌ ​​‌ ​‍‌‍ ‌‍‌​‌ ‌‌‌‍​ ‌ ‌​​ ‍ ‌ ​​‌‍​‌‌ ‌​‌‍‍​​ ‌‌‍‌​‌‍‌‌‌ ​ ‌‍​ ‌ ​‍‌‍‍‌‌ ​​‌ ‌​‌‍‍‌‌‍ ‌‍ ‍​‍‌‌​ ‌‌‌​​‍‌‌ ‌‍‍ ‌‍‌‌‌ ‍‌​‍‌‌​ ​ ‌​‌​​‍‌‌​ ​ ‌​‌​​‍‌‌​ ​‍​ ​‍‌‍‌​‌‍​‌​‍‌‌​ ​‍​ ​‍​‍‌‌​ ‌‌‌​‌​​‍ ‍‌ ‌‍‌‍​‌‌‍ ​‌ ‌‌‌‍‌‌​‍ ‍‌ ‌‍‌‍​‌‌‍ ​‌ ‌‌‌‍‌‌​‍‌‌​ ‌‌‌​​‍‌‌ ‌‍‍ ‌‍‌‌‌ ‍‌​‍‌‌​ ​ ‌​‌​​‍‌‌​ ​ ‌​‌​​‍‌‌​ ​‍​ ​‍​ ‌‌​ ‍‌​ ‌‌​ ​ ​ ​​​ ‌‍‌‍​ ‌‍‌‌​ ‌‌​ ‌ ‌‍‌‍‌‍‌​​‍‌‌​ ​‍​ ​‍​‍‌‌​ ‌‌‌​‌​​‍ ‍‌‍​ ‌‍‍​‌‍‍‌‌‍ ​‌‍‌​‌ ​‍‌‍‌‌‌‍ ‍​‍‌‌​ ‌‌‌​​‍‌‌ ‌‍‍ ‌‍‌‌‌ ‍‌​‍‌‌​ ​ ‌​‌​​‍‌‌​ ​ ‌​‌​​‍‌‌​ ​‍​ ​‍​ ​ ​ ‍‌‌‍​‌​ ‌​​ ​​​ ‍‌‌‍‌​​ ​​​ ​​‌‍‌​‌‍‌​​ ‍​​‍‌‌​ ​‍​ ​‍​‍‌‌​ ‌‌‌​‌​​‍ ‍‌ ‌​‌‍‌‌‌ ‍​‌ ‌​​ ‌‍​‍‌‍​‌‌ ​ ‌‍‌‌‌‌‌‌‌ ​‍‌‍ ​​ ‌‌‍‍​‌ ‌​‌ ‌​‌ ​​‌ ​ ​‍‌‌​ ​ ‌​​‌​‍‌‌​ ​‍‌​‌‍​‍‌‌​ ​‍‌​‌‍‌‍ ‍‌‍ ‌ ​‍‌‍‌​‌‍‍‌‌‍​ ​‍ ‌‌‍​‍‌‍‍‌‌ ‌​‌‍‌‌‌ ​ ​‍ ‌‌‍‌ ‌ ​‍‌‍ ‌ ‌‌‌ ​​​‍ ‌‌ ​ ‌ ‌​‌ ‌‌‌‍‌​‌‍‍‌‌‍ ​‍ ‍‌ ‌‍‌‍‌‌‌ ​‍‌‍​ ‌‍‌‌‌‍ ​​‍ ‍‌‍​‌‌ ​​‌ ​​​‍‌‍‌‍‍‌‌‍‌​​ ‌​ ​ ‌‍‌​​ ‍​‌‍‌‌​ ‌ ‌‍​‌​ ‌‌‌‍‌​​‍ ‌​ ‌‌‌‍‌​​ ‌‍​ ‌‌​‍ ‌​ ‌​​ ‌‍​ ​ ​ ‍​​‍ ‌​ ‍​‌‍​‌‌‍​‍​ ​‌​‍ ‌​ ‌‌​ ‌​​ ‌​‌‍​‌‌‍​‌‌‍​‌​ ‌​​ ‍​​ ‌ ​ ‍​​ ‌‍​ ​‍​‍‌‍‌ ‌​‌ ‍‌‌ ​​‌‍‌‌​ ‌‌ ​​‌ ​‍‌‍ ‌‍‌​‌ ‌‌‌‍​ ‌ ‌​​‍‌‍‌ ​​‌‍​‌‌ ‌​‌‍‍​​ ‌‌‍‌​‌‍‌‌‌ ​ ‌‍​ ‌ ​‍‌‍‍‌‌ ​​‌ ‌​‌‍‍‌‌‍ ‌‍ ‍​‍‌‌​ ‌‌‌​​‍‌‌ ‌‍‍ ‌‍‌‌‌ ‍‌​‍‌‌​ ​ ‌​‌​​‍‌‌​ ​ ‌​‌​​‍‌‌​ ​‍​ ​‍‌‍‌​‌‍​‌​‍‌‌​ ​‍​ ​‍​‍‌‌​ ‌‌‌​‌​​‍ ‍‌ ‌‍‌‍​‌‌‍ ​‌ ‌‌‌‍‌‌​‍ ‍‌ ‌‍‌‍​‌‌‍ ​‌ ‌‌‌‍‌‌​‍‌‌​ ‌‌‌​​‍‌‌ ‌‍‍ ‌‍‌‌‌ ‍‌​‍‌‌​ ​ ‌​‌​​‍‌‌​ ​ ‌​‌​​‍‌‌​ ​‍​ ​‍​ ‌‌​ ‍‌​ ‌‌​ ​ ​ ​​​ ‌‍‌‍​ ‌‍‌‌​ ‌‌​ ‌ ‌‍‌‍‌‍‌​​‍‌‌​ ​‍​ ​‍​‍‌‌​ ‌‌‌​‌​​‍ ‍‌‍​ ‌‍‍​‌‍‍‌‌‍ ​‌‍‌​‌ ​‍‌‍‌‌‌‍ ‍​‍‌‌​ ‌‌‌​​‍‌‌ ‌‍‍ ‌‍‌‌‌ ‍‌​‍‌‌​ ​ ‌​‌​​‍‌‌​ ​ ‌​‌​​‍‌‌​ ​‍​ ​‍​ ​ ​ ‍‌‌‍​‌​ ‌​​ ​​​ ‍‌‌‍‌​​ ​​​ ​​‌‍‌​‌‍‌​​ ‍​​‍‌‌​ ​‍​ ​‍​‍‌‌​ ‌‌‌​‌​​‍ ‍‌ ‌​‌‍‌‌‌ ‍​‌ ‌​​‍‌‍‌ ​​‌‍‌‌‌ ​‍‌ ​ ‌ ​​‌‍‌‌‌‍​ ‌ ‌​‌‍‍‌‌ ‌‍‌‍‌‌​ ‌‌ ​​‌ ‌‌‌‍​‍‌‍ ​‌‍‍‌‌ ​ ‌‍‍​‌‍‌‌‌‍‌​​‍​‍‌ ‌435​​​​‌ ‍ ​‍​‍‌‍ ‌ ​‍‌‍‍‌‌‍‌ ‌‍‍‌‌‍ ‍​‍​‍​ ‍‍​‍​‍‌ ​ ‌‍​‌‌‍ ‍‌‍‍‌‌ ‌​‌ ‍‌​‍ ‍‌‍‍‌‌‍ ​‍​‍​‍ ​​‍​‍‌‍‍​‌ ​‍‌‍‌‌‌‍‌‍​‍​‍​ ‍‍​‍​‍‌‍‍​‌ ‌​‌ ‌​‌ ​​‌ ​ ​ ‍‍​‍ ​‍ ‌‍ ‍‌‍ ‌ ​‍‌‍‌​‌‍‍‌‌‍​ ​‍ ‌‌‍​‍‌‍‍‌‌ ‌​‌‍‌‌‌ ​ ​‍ ‌‌‍‌ ‌ ​‍‌‍ ‌ ‌‌‌ ​​​‍ ‌‌ ​ ‌ ‌​‌ ‌‌‌‍‌​‌‍‍‌‌‍ ​‍ ‍‌ ‌‍‌‍‌‌‌ ​‍‌‍​ ‌‍‌‌‌‍ ​​‍ ‍‌‍​‌‌ ​​‌ ​​​‍ ‌‍‍‌‌‍ ‍‌ ‌​‌‍‌‌‌‍ ‍‌ ‌​​‍ ‌‍‌‌‌‍‌​‌‍‍‌‌ ‌​​‍ ‌‍ ‌‌‍ ‌‍‌​‌‍‌‌​ ‌‌ ​​‌ ​‍‌‍‌‌‌ ​ ‌‍‌‌‌‍ ‍‌ ‌​‌‍​‌‌ ‌​‌‍‍‌‌‍ ‌‍ ‍​ ‍ ‌‍‍‌‌‍‌​​ ‌​ ​ ‌‍‌​​ ‍​‌‍‌‌​ ‌ ‌‍​‌​ ‌‌‌‍‌​​‍ ‌​ ‌‌‌‍‌​​ ‌‍​ ‌‌​‍ ‌​ ‌​​ ‌‍​ ​ ​ ‍​​‍ ‌​ ‍​‌‍​‌‌‍​‍​ ​‌​‍ ‌​ ‌‌​ ‌​​ ‌​‌‍​‌‌‍​‌‌‍​‌​ ‌​​ ‍​​ ‌ ​ ‍​​ ‌‍​ ​‍​ ‍ ‌ ‌​‌ ‍‌‌ ​​‌‍‌‌​ ‌‌ ​​‌ ​‍‌‍ ‌‍‌​‌ ‌‌‌‍​ ‌ ‌​​ ‍ ‌ ​​‌‍​‌‌ ‌​‌‍‍​​ ‌‌‍‌​‌‍‌‌‌ ​ ‌‍​ ‌ ​‍‌‍‍‌‌ ​​‌ ‌​‌‍‍‌‌‍ ‌‍ ‍​‍‌‌​ ‌‌‌​​‍‌‌ ‌‍‍ ‌‍‌‌‌ ‍‌​‍‌‌​ ​ ‌​‌​​‍‌‌​ ​ ‌​‌​​‍‌‌​ ​‍​ ​‍‌‍‌​‌‍​‌​‍‌‌​ ​‍​ ​‍​‍‌‌​ ‌‌‌​‌​​‍ ‍‌ ‌‍‌‍​‌‌‍ ​‌ ‌‌‌‍‌‌​‍ ‍‌ ‌‍‌‍​‌‌‍ ​‌ ‌‌‌‍‌‌​‍‌‌​ ‌‌‌​​‍‌‌ ‌‍‍ ‌‍‌‌‌ ‍‌​‍‌‌​ ​ ‌​‌​​‍‌‌​ ​ ‌​‌​​‍‌‌​ ​‍​ ​‍​ ‌‌​ ‍‌​ ‌‌​ ​ ​ ​​​ ‌‍‌‍​ ‌‍‌‌​ ‌‌​ ‌ ‌‍‌‍‌‍‌​​‍‌‌​ ​‍​ ​‍​‍‌‌​ ‌‌‌​‌​​‍ ‍‌‍​ ‌‍‍​‌‍‍‌‌‍ ​‌‍‌​‌ ​‍‌‍‌‌‌‍ ‍​‍‌‌​ ‌‌‌​​‍‌‌ ‌‍‍ ‌‍‌‌‌ ‍‌​‍‌‌​ ​ ‌​‌​​‍‌‌​ ​ ‌​‌​​‍‌‌​ ​‍​ ​‍​ ​‌​ ​​​ ‍​‌‍​‌​ ​​‌‍​‍​ ‌ ‌‍​ ‌‍‌‌​ ‌‌​ ​‌​ ‌‌​‍‌‌​ ​‍​ ​‍​‍‌‌​ ‌‌‌​‌​​‍ ‍‌ ‌​‌‍‌‌‌ ‍​‌ ‌​​ ‌‍​‍‌‍​‌‌ ​ ‌‍‌‌‌‌‌‌‌ ​‍‌‍ ​​ ‌‌‍‍​‌ ‌​‌ ‌​‌ ​​‌ ​ ​‍‌‌​ ​ ‌​​‌​‍‌‌​ ​‍‌​‌‍​‍‌‌​ ​‍‌​‌‍‌‍ ‍‌‍ ‌ ​‍‌‍‌​‌‍‍‌‌‍​ ​‍ ‌‌‍​‍‌‍‍‌‌ ‌​‌‍‌‌‌ ​ ​‍ ‌‌‍‌ ‌ ​‍‌‍ ‌ ‌‌‌ ​​​‍ ‌‌ ​ ‌ ‌​‌ ‌‌‌‍‌​‌‍‍‌‌‍ ​‍ ‍‌ ‌‍‌‍‌‌‌ ​‍‌‍​ ‌‍‌‌‌‍ ​​‍ ‍‌‍​‌‌ ​​‌ ​​​‍‌‍‌‍‍‌‌‍‌​​ ‌​ ​ ‌‍‌​​ ‍​‌‍‌‌​ ‌ ‌‍​‌​ ‌‌‌‍‌​​‍ ‌​ ‌‌‌‍‌​​ ‌‍​ ‌‌​‍ ‌​ ‌​​ ‌‍​ ​ ​ ‍​​‍ ‌​ ‍​‌‍​‌‌‍​‍​ ​‌​‍ ‌​ ‌‌​ ‌​​ ‌​‌‍​‌‌‍​‌‌‍​‌​ ‌​​ ‍​​ ‌ ​ ‍​​ ‌‍​ ​‍​‍‌‍‌ ‌​‌ ‍‌‌ ​​‌‍‌‌​ ‌‌ ​​‌ ​‍‌‍ ‌‍‌​‌ ‌‌‌‍​ ‌ ‌​​‍‌‍‌ ​​‌‍​‌‌ ‌​‌‍‍​​ ‌‌‍‌​‌‍‌‌‌ ​ ‌‍​ ‌ ​‍‌‍‍‌‌ ​​‌ ‌​‌‍‍‌‌‍ ‌‍ ‍​‍‌‌​ ‌‌‌​​‍‌‌ ‌‍‍ ‌‍‌‌‌ ‍‌​‍‌‌​ ​ ‌​‌​​‍‌‌​ ​ ‌​‌​​‍‌‌​ ​‍​ ​‍‌‍‌​‌‍​‌​‍‌‌​ ​‍​ ​‍​‍‌‌​ ‌‌‌​‌​​‍ ‍‌ ‌‍‌‍​‌‌‍ ​‌ ‌‌‌‍‌‌​‍ ‍‌ ‌‍‌‍​‌‌‍ ​‌ ‌‌‌‍‌‌​‍‌‌​ ‌‌‌​​‍‌‌ ‌‍‍ ‌‍‌‌‌ ‍‌​‍‌‌​ ​ ‌​‌​​‍‌‌​ ​ ‌​‌​​‍‌‌​ ​‍​ ​‍​ ‌‌​ ‍‌​ ‌‌​ ​ ​ ​​​ ‌‍‌‍​ ‌‍‌‌​ ‌‌​ ‌ ‌‍‌‍‌‍‌​​‍‌‌​ ​‍​ ​‍​‍‌‌​ ‌‌‌​‌​​‍ ‍‌‍​ ‌‍‍​‌‍‍‌‌‍ ​‌‍‌​‌ ​‍‌‍‌‌‌‍ ‍​‍‌‌​ ‌‌‌​​‍‌‌ ‌‍‍ ‌‍‌‌‌ ‍‌​‍‌‌​ ​ ‌​‌​​‍‌‌​ ​ ‌​‌​​‍‌‌​ ​‍​ ​‍​ ​‌​ ​​​ ‍​‌‍​‌​ ​​‌‍​‍​ ‌ ‌‍​ ‌‍‌‌​ ‌‌​ ​‌​ ‌‌​‍‌‌​ ​‍​ ​‍​‍‌‌​ ‌‌‌​‌​​‍ ‍‌ ‌​‌‍‌‌‌ ‍​‌ ‌​​‍‌‍‌ ​​‌‍‌‌‌ ​‍‌ ​ ‌ ​​‌‍‌‌‌‍​ ‌ ‌​‌‍‍‌‌ ‌‍‌‍‌‌​ ‌‌ ​​‌ ‌‌‌‍​‍‌‍ ​‌‍‍‌‌ ​ ‌‍‍​‌‍‌‌‌‍‌​​‍​‍‌ ‌
Total Fat (g)​​​​‌ ‍ ​‍​‍‌‍ ‌ ​‍‌‍‍‌‌‍‌ ‌‍‍‌‌‍ ‍​‍​‍​ ‍‍​‍​‍‌ ​ ‌‍​‌‌‍ ‍‌‍‍‌‌ ‌​‌ ‍‌​‍ ‍‌‍‍‌‌‍ ​‍​‍​‍ ​​‍​‍‌‍‍​‌ ​‍‌‍‌‌‌‍‌‍​‍​‍​ ‍‍​‍​‍‌‍‍​‌ ‌​‌ ‌​‌ ​​‌ ​ ​ ‍‍​‍ ​‍ ‌‍ ‍‌‍ ‌ ​‍‌‍‌​‌‍‍‌‌‍​ ​‍ ‌‌‍​‍‌‍‍‌‌ ‌​‌‍‌‌‌ ​ ​‍ ‌‌‍‌ ‌ ​‍‌‍ ‌ ‌‌‌ ​​​‍ ‌‌ ​ ‌ ‌​‌ ‌‌‌‍‌​‌‍‍‌‌‍ ​‍ ‍‌ ‌‍‌‍‌‌‌ ​‍‌‍​ ‌‍‌‌‌‍ ​​‍ ‍‌‍​‌‌ ​​‌ ​​​‍ ‌‍‍‌‌‍ ‍‌ ‌​‌‍‌‌‌‍ ‍‌ ‌​​‍ ‌‍‌‌‌‍‌​‌‍‍‌‌ ‌​​‍ ‌‍ ‌‌‍ ‌‍‌​‌‍‌‌​ ‌‌ ​​‌ ​‍‌‍‌‌‌ ​ ‌‍‌‌‌‍ ‍‌ ‌​‌‍​‌‌ ‌​‌‍‍‌‌‍ ‌‍ ‍​ ‍ ‌‍‍‌‌‍‌​​ ‌​ ​ ‌‍‌​​ ‍​‌‍‌‌​ ‌ ‌‍​‌​ ‌‌‌‍‌​​‍ ‌​ ‌‌‌‍‌​​ ‌‍​ ‌‌​‍ ‌​ ‌​​ ‌‍​ ​ ​ ‍​​‍ ‌​ ‍​‌‍​‌‌‍​‍​ ​‌​‍ ‌​ ‌‌​ ‌​​ ‌​‌‍​‌‌‍​‌‌‍​‌​ ‌​​ ‍​​ ‌ ​ ‍​​ ‌‍​ ​‍​ ‍ ‌ ‌​‌ ‍‌‌ ​​‌‍‌‌​ ‌‌ ​​‌ ​‍‌‍ ‌‍‌​‌ ‌‌‌‍​ ‌ ‌​​ ‍ ‌ ​​‌‍​‌‌ ‌​‌‍‍​​ ‌‌‍‌​‌‍‌‌‌ ​ ‌‍​ ‌ ​‍‌‍‍‌‌ ​​‌ ‌​‌‍‍‌‌‍ ‌‍ ‍​‍‌‌​ ‌‌‌​​‍‌‌ ‌‍‍ ‌‍‌‌‌ ‍‌​‍‌‌​ ​ ‌​‌​​‍‌‌​ ​ ‌​‌​​‍‌‌​ ​‍​ ​‍‌‍‌​‌‍​‌​‍‌‌​ ​‍​ ​‍​‍‌‌​ ‌‌‌​‌​​‍ ‍‌ ‌‍‌‍​‌‌‍ ​‌ ‌‌‌‍‌‌​‍ ‍‌ ‌‍‌‍​‌‌‍ ​‌ ‌‌‌‍‌‌​‍‌‌​ ‌‌‌​​‍‌‌ ‌‍‍ ‌‍‌‌‌ ‍‌​‍‌‌​ ​ ‌​‌​​‍‌‌​ ​ ‌​‌​​‍‌‌​ ​‍​ ​‍​ ‌‍​ ​‌​ ‌ ‌‍‌‌​ ‌ ​ ‌ ‌‍‌‍​ ‌ ​ ‌​​ ‌‍​ ‌‌​ ​​​‍‌‌​ ​‍​ ​‍​‍‌‌​ ‌‌‌​‌​​‍ ‍‌‍​ ‌‍‍​‌‍‍‌‌‍ ​‌‍‌​‌ ​‍‌‍‌‌‌‍ ‍​‍‌‌​ ‌‌‌​​‍‌‌ ‌‍‍ ‌‍‌‌‌ ‍‌​‍‌‌​ ​ ‌​‌​​‍‌‌​ ​ ‌​‌​​‍‌‌​ ​‍​ ​‍‌‍​‌‌‍​ ​ ‍​​ ‍​‌‍​‌​ ‌ ​ ​‍‌‍‌​‌‍​ ​ ​​​ ​​​ ‍​​‍‌‌​ ​‍​ ​‍​‍‌‌​ ‌‌‌​‌​​‍ ‍‌ ‌​‌‍‌‌‌ ‍​‌ ‌​​ ‌‍​‍‌‍​‌‌ ​ ‌‍‌‌‌‌‌‌‌ ​‍‌‍ ​​ ‌‌‍‍​‌ ‌​‌ ‌​‌ ​​‌ ​ ​‍‌‌​ ​ ‌​​‌​‍‌‌​ ​‍‌​‌‍​‍‌‌​ ​‍‌​‌‍‌‍ ‍‌‍ ‌ ​‍‌‍‌​‌‍‍‌‌‍​ ​‍ ‌‌‍​‍‌‍‍‌‌ ‌​‌‍‌‌‌ ​ ​‍ ‌‌‍‌ ‌ ​‍‌‍ ‌ ‌‌‌ ​​​‍ ‌‌ ​ ‌ ‌​‌ ‌‌‌‍‌​‌‍‍‌‌‍ ​‍ ‍‌ ‌‍‌‍‌‌‌ ​‍‌‍​ ‌‍‌‌‌‍ ​​‍ ‍‌‍​‌‌ ​​‌ ​​​‍‌‍‌‍‍‌‌‍‌​​ ‌​ ​ ‌‍‌​​ ‍​‌‍‌‌​ ‌ ‌‍​‌​ ‌‌‌‍‌​​‍ ‌​ ‌‌‌‍‌​​ ‌‍​ ‌‌​‍ ‌​ ‌​​ ‌‍​ ​ ​ ‍​​‍ ‌​ ‍​‌‍​‌‌‍​‍​ ​‌​‍ ‌​ ‌‌​ ‌​​ ‌​‌‍​‌‌‍​‌‌‍​‌​ ‌​​ ‍​​ ‌ ​ ‍​​ ‌‍​ ​‍​‍‌‍‌ ‌​‌ ‍‌‌ ​​‌‍‌‌​ ‌‌ ​​‌ ​‍‌‍ ‌‍‌​‌ ‌‌‌‍​ ‌ ‌​​‍‌‍‌ ​​‌‍​‌‌ ‌​‌‍‍​​ ‌‌‍‌​‌‍‌‌‌ ​ ‌‍​ ‌ ​‍‌‍‍‌‌ ​​‌ ‌​‌‍‍‌‌‍ ‌‍ ‍​‍‌‌​ ‌‌‌​​‍‌‌ ‌‍‍ ‌‍‌‌‌ ‍‌​‍‌‌​ ​ ‌​‌​​‍‌‌​ ​ ‌​‌​​‍‌‌​ ​‍​ ​‍‌‍‌​‌‍​‌​‍‌‌​ ​‍​ ​‍​‍‌‌​ ‌‌‌​‌​​‍ ‍‌ ‌‍‌‍​‌‌‍ ​‌ ‌‌‌‍‌‌​‍ ‍‌ ‌‍‌‍​‌‌‍ ​‌ ‌‌‌‍‌‌​‍‌‌​ ‌‌‌​​‍‌‌ ‌‍‍ ‌‍‌‌‌ ‍‌​‍‌‌​ ​ ‌​‌​​‍‌‌​ ​ ‌​‌​​‍‌‌​ ​‍​ ​‍​ ‌‍​ ​‌​ ‌ ‌‍‌‌​ ‌ ​ ‌ ‌‍‌‍​ ‌ ​ ‌​​ ‌‍​ ‌‌​ ​​​‍‌‌​ ​‍​ ​‍​‍‌‌​ ‌‌‌​‌​​‍ ‍‌‍​ ‌‍‍​‌‍‍‌‌‍ ​‌‍‌​‌ ​‍‌‍‌‌‌‍ ‍​‍‌‌​ ‌‌‌​​‍‌‌ ‌‍‍ ‌‍‌‌‌ ‍‌​‍‌‌​ ​ ‌​‌​​‍‌‌​ ​ ‌​‌​​‍‌‌​ ​‍​ ​‍‌‍​‌‌‍​ ​ ‍​​ ‍​‌‍​‌​ ‌ ​ ​‍‌‍‌​‌‍​ ​ ​​​ ​​​ ‍​​‍‌‌​ ​‍​ ​‍​‍‌‌​ ‌‌‌​‌​​‍ ‍‌ ‌​‌‍‌‌‌ ‍​‌ ‌​​‍‌‍‌ ​​‌‍‌‌‌ ​‍‌ ​ ‌ ​​‌‍‌‌‌‍​ ‌ ‌​‌‍‍‌‌ ‌‍‌‍‌‌​ ‌‌ ​​‌ ‌‌‌‍​‍‌‍ ​‌‍‍‌‌ ​ ‌‍‍​‌‍‌‌‌‍‌​​‍​‍‌ ‌8​​​​‌ ‍ ​‍​‍‌‍ ‌ ​‍‌‍‍‌‌‍‌ ‌‍‍‌‌‍ ‍​‍​‍​ ‍‍​‍​‍‌ ​ ‌‍​‌‌‍ ‍‌‍‍‌‌ ‌​‌ ‍‌​‍ ‍‌‍‍‌‌‍ ​‍​‍​‍ ​​‍​‍‌‍‍​‌ ​‍‌‍‌‌‌‍‌‍​‍​‍​ ‍‍​‍​‍‌‍‍​‌ ‌​‌ ‌​‌ ​​‌ ​ ​ ‍‍​‍ ​‍ ‌‍ ‍‌‍ ‌ ​‍‌‍‌​‌‍‍‌‌‍​ ​‍ ‌‌‍​‍‌‍‍‌‌ ‌​‌‍‌‌‌ ​ ​‍ ‌‌‍‌ ‌ ​‍‌‍ ‌ ‌‌‌ ​​​‍ ‌‌ ​ ‌ ‌​‌ ‌‌‌‍‌​‌‍‍‌‌‍ ​‍ ‍‌ ‌‍‌‍‌‌‌ ​‍‌‍​ ‌‍‌‌‌‍ ​​‍ ‍‌‍​‌‌ ​​‌ ​​​‍ ‌‍‍‌‌‍ ‍‌ ‌​‌‍‌‌‌‍ ‍‌ ‌​​‍ ‌‍‌‌‌‍‌​‌‍‍‌‌ ‌​​‍ ‌‍ ‌‌‍ ‌‍‌​‌‍‌‌​ ‌‌ ​​‌ ​‍‌‍‌‌‌ ​ ‌‍‌‌‌‍ ‍‌ ‌​‌‍​‌‌ ‌​‌‍‍‌‌‍ ‌‍ ‍​ ‍ ‌‍‍‌‌‍‌​​ ‌​ ​ ‌‍‌​​ ‍​‌‍‌‌​ ‌ ‌‍​‌​ ‌‌‌‍‌​​‍ ‌​ ‌‌‌‍‌​​ ‌‍​ ‌‌​‍ ‌​ ‌​​ ‌‍​ ​ ​ ‍​​‍ ‌​ ‍​‌‍​‌‌‍​‍​ ​‌​‍ ‌​ ‌‌​ ‌​​ ‌​‌‍​‌‌‍​‌‌‍​‌​ ‌​​ ‍​​ ‌ ​ ‍​​ ‌‍​ ​‍​ ‍ ‌ ‌​‌ ‍‌‌ ​​‌‍‌‌​ ‌‌ ​​‌ ​‍‌‍ ‌‍‌​‌ ‌‌‌‍​ ‌ ‌​​ ‍ ‌ ​​‌‍​‌‌ ‌​‌‍‍​​ ‌‌‍‌​‌‍‌‌‌ ​ ‌‍​ ‌ ​‍‌‍‍‌‌ ​​‌ ‌​‌‍‍‌‌‍ ‌‍ ‍​‍‌‌​ ‌‌‌​​‍‌‌ ‌‍‍ ‌‍‌‌‌ ‍‌​‍‌‌​ ​ ‌​‌​​‍‌‌​ ​ ‌​‌​​‍‌‌​ ​‍​ ​‍‌‍‌​‌‍​‌​‍‌‌​ ​‍​ ​‍​‍‌‌​ ‌‌‌​‌​​‍ ‍‌ ‌‍‌‍​‌‌‍ ​‌ ‌‌‌‍‌‌​‍ ‍‌ ‌‍‌‍​‌‌‍ ​‌ ‌‌‌‍‌‌​‍‌‌​ ‌‌‌​​‍‌‌ ‌‍‍ ‌‍‌‌‌ ‍‌​‍‌‌​ ​ ‌​‌​​‍‌‌​ ​ ‌​‌​​‍‌‌​ ​‍​ ​‍​ ‌‍​ ​‌​ ‌ ‌‍‌‌​ ‌ ​ ‌ ‌‍‌‍​ ‌ ​ ‌​​ ‌‍​ ‌‌​ ​​​‍‌‌​ ​‍​ ​‍​‍‌‌​ ‌‌‌​‌​​‍ ‍‌‍​ ‌‍‍​‌‍‍‌‌‍ ​‌‍‌​‌ ​‍‌‍‌‌‌‍ ‍​‍‌‌​ ‌‌‌​​‍‌‌ ‌‍‍ ‌‍‌‌‌ ‍‌​‍‌‌​ ​ ‌​‌​​‍‌‌​ ​ ‌​‌​​‍‌‌​ ​‍​ ​‍​ ‍​‌‍​ ‌‍​‍​ ​ ​ ​‍‌‍‌‌‌‍​ ​ ​‌​ ‌ ​ ‌ ‌‍‌‌‌‍‌‌​‍‌‌​ ​‍​ ​‍​‍‌‌​ ‌‌‌​‌​​‍ ‍‌ ‌​‌‍‌‌‌ ‍​‌ ‌​​ ‌‍​‍‌‍​‌‌ ​ ‌‍‌‌‌‌‌‌‌ ​‍‌‍ ​​ ‌‌‍‍​‌ ‌​‌ ‌​‌ ​​‌ ​ ​‍‌‌​ ​ ‌​​‌​‍‌‌​ ​‍‌​‌‍​‍‌‌​ ​‍‌​‌‍‌‍ ‍‌‍ ‌ ​‍‌‍‌​‌‍‍‌‌‍​ ​‍ ‌‌‍​‍‌‍‍‌‌ ‌​‌‍‌‌‌ ​ ​‍ ‌‌‍‌ ‌ ​‍‌‍ ‌ ‌‌‌ ​​​‍ ‌‌ ​ ‌ ‌​‌ ‌‌‌‍‌​‌‍‍‌‌‍ ​‍ ‍‌ ‌‍‌‍‌‌‌ ​‍‌‍​ ‌‍‌‌‌‍ ​​‍ ‍‌‍​‌‌ ​​‌ ​​​‍‌‍‌‍‍‌‌‍‌​​ ‌​ ​ ‌‍‌​​ ‍​‌‍‌‌​ ‌ ‌‍​‌​ ‌‌‌‍‌​​‍ ‌​ ‌‌‌‍‌​​ ‌‍​ ‌‌​‍ ‌​ ‌​​ ‌‍​ ​ ​ ‍​​‍ ‌​ ‍​‌‍​‌‌‍​‍​ ​‌​‍ ‌​ ‌‌​ ‌​​ ‌​‌‍​‌‌‍​‌‌‍​‌​ ‌​​ ‍​​ ‌ ​ ‍​​ ‌‍​ ​‍​‍‌‍‌ ‌​‌ ‍‌‌ ​​‌‍‌‌​ ‌‌ ​​‌ ​‍‌‍ ‌‍‌​‌ ‌‌‌‍​ ‌ ‌​​‍‌‍‌ ​​‌‍​‌‌ ‌​‌‍‍​​ ‌‌‍‌​‌‍‌‌‌ ​ ‌‍​ ‌ ​‍‌‍‍‌‌ ​​‌ ‌​‌‍‍‌‌‍ ‌‍ ‍​‍‌‌​ ‌‌‌​​‍‌‌ ‌‍‍ ‌‍‌‌‌ ‍‌​‍‌‌​ ​ ‌​‌​​‍‌‌​ ​ ‌​‌​​‍‌‌​ ​‍​ ​‍‌‍‌​‌‍​‌​‍‌‌​ ​‍​ ​‍​‍‌‌​ ‌‌‌​‌​​‍ ‍‌ ‌‍‌‍​‌‌‍ ​‌ ‌‌‌‍‌‌​‍ ‍‌ ‌‍‌‍​‌‌‍ ​‌ ‌‌‌‍‌‌​‍‌‌​ ‌‌‌​​‍‌‌ ‌‍‍ ‌‍‌‌‌ ‍‌​‍‌‌​ ​ ‌​‌​​‍‌‌​ ​ ‌​‌​​‍‌‌​ ​‍​ ​‍​ ‌‍​ ​‌​ ‌ ‌‍‌‌​ ‌ ​ ‌ ‌‍‌‍​ ‌ ​ ‌​​ ‌‍​ ‌‌​ ​​​‍‌‌​ ​‍​ ​‍​‍‌‌​ ‌‌‌​‌​​‍ ‍‌‍​ ‌‍‍​‌‍‍‌‌‍ ​‌‍‌​‌ ​‍‌‍‌‌‌‍ ‍​‍‌‌​ ‌‌‌​​‍‌‌ ‌‍‍ ‌‍‌‌‌ ‍‌​‍‌‌​ ​ ‌​‌​​‍‌‌​ ​ ‌​‌​​‍‌‌​ ​‍​ ​‍​ ‍​‌‍​ ‌‍​‍​ ​ ​ ​‍‌‍‌‌‌‍​ ​ ​‌​ ‌ ​ ‌ ‌‍‌‌‌‍‌‌​‍‌‌​ ​‍​ ​‍​‍‌‌​ ‌‌‌​‌​​‍ ‍‌ ‌​‌‍‌‌‌ ‍​‌ ‌​​‍‌‍‌ ​​‌‍‌‌‌ ​‍‌ ​ ‌ ​​‌‍‌‌‌‍​ ‌ ‌​‌‍‍‌‌ ‌‍‌‍‌‌​ ‌‌ ​​‌ ‌‌‌‍​‍‌‍ ​‌‍‍‌‌ ​ ‌‍‍​‌‍‌‌‌‍‌​​‍​‍‌ ‌
Saturated Fat (g)​​​​‌ ‍ ​‍​‍‌‍ ‌ ​‍‌‍‍‌‌‍‌ ‌‍‍‌‌‍ ‍​‍​‍​ ‍‍​‍​‍‌ ​ ‌‍​‌‌‍ ‍‌‍‍‌‌ ‌​‌ ‍‌​‍ ‍‌‍‍‌‌‍ ​‍​‍​‍ ​​‍​‍‌‍‍​‌ ​‍‌‍‌‌‌‍‌‍​‍​‍​ ‍‍​‍​‍‌‍‍​‌ ‌​‌ ‌​‌ ​​‌ ​ ​ ‍‍​‍ ​‍ ‌‍ ‍‌‍ ‌ ​‍‌‍‌​‌‍‍‌‌‍​ ​‍ ‌‌‍​‍‌‍‍‌‌ ‌​‌‍‌‌‌ ​ ​‍ ‌‌‍‌ ‌ ​‍‌‍ ‌ ‌‌‌ ​​​‍ ‌‌ ​ ‌ ‌​‌ ‌‌‌‍‌​‌‍‍‌‌‍ ​‍ ‍‌ ‌‍‌‍‌‌‌ ​‍‌‍​ ‌‍‌‌‌‍ ​​‍ ‍‌‍​‌‌ ​​‌ ​​​‍ ‌‍‍‌‌‍ ‍‌ ‌​‌‍‌‌‌‍ ‍‌ ‌​​‍ ‌‍‌‌‌‍‌​‌‍‍‌‌ ‌​​‍ ‌‍ ‌‌‍ ‌‍‌​‌‍‌‌​ ‌‌ ​​‌ ​‍‌‍‌‌‌ ​ ‌‍‌‌‌‍ ‍‌ ‌​‌‍​‌‌ ‌​‌‍‍‌‌‍ ‌‍ ‍​ ‍ ‌‍‍‌‌‍‌​​ ‌​ ​ ‌‍‌​​ ‍​‌‍‌‌​ ‌ ‌‍​‌​ ‌‌‌‍‌​​‍ ‌​ ‌‌‌‍‌​​ ‌‍​ ‌‌​‍ ‌​ ‌​​ ‌‍​ ​ ​ ‍​​‍ ‌​ ‍​‌‍​‌‌‍​‍​ ​‌​‍ ‌​ ‌‌​ ‌​​ ‌​‌‍​‌‌‍​‌‌‍​‌​ ‌​​ ‍​​ ‌ ​ ‍​​ ‌‍​ ​‍​ ‍ ‌ ‌​‌ ‍‌‌ ​​‌‍‌‌​ ‌‌ ​​‌ ​‍‌‍ ‌‍‌​‌ ‌‌‌‍​ ‌ ‌​​ ‍ ‌ ​​‌‍​‌‌ ‌​‌‍‍​​ ‌‌‍‌​‌‍‌‌‌ ​ ‌‍​ ‌ ​‍‌‍‍‌‌ ​​‌ ‌​‌‍‍‌‌‍ ‌‍ ‍​‍‌‌​ ‌‌‌​​‍‌‌ ‌‍‍ ‌‍‌‌‌ ‍‌​‍‌‌​ ​ ‌​‌​​‍‌‌​ ​ ‌​‌​​‍‌‌​ ​‍​ ​‍‌‍‌​‌‍​‌​‍‌‌​ ​‍​ ​‍​‍‌‌​ ‌‌‌​‌​​‍ ‍‌ ‌‍‌‍​‌‌‍ ​‌ ‌‌‌‍‌‌​‍ ‍‌ ‌‍‌‍​‌‌‍ ​‌ ‌‌‌‍‌‌​‍‌‌​ ‌‌‌​​‍‌‌ ‌‍‍ ‌‍‌‌‌ ‍‌​‍‌‌​ ​ ‌​‌​​‍‌‌​ ​ ‌​‌​​‍‌‌​ ​‍​ ​‍‌‍‌​​ ​‌​ ​ ​ ‌ ‌‍‌‍​ ‌‍​ ​​‌‍​‍‌‍​‌‌‍‌‍​ ​​​ ‌​​‍‌‌​ ​‍​ ​‍​‍‌‌​ ‌‌‌​‌​​‍ ‍‌‍​ ‌‍‍​‌‍‍‌‌‍ ​‌‍‌​‌ ​‍‌‍‌‌‌‍ ‍​‍‌‌​ ‌‌‌​​‍‌‌ ‌‍‍ ‌‍‌‌‌ ‍‌​‍‌‌​ ​ ‌​‌​​‍‌‌​ ​ ‌​‌​​‍‌‌​ ​‍​ ​‍​ ​‍​ ​‌‌‍​ ​ ‍​​ ‍​​ ‌‍‌‍‌‌​ ‌‌​ ​‍​ ‌‌‌‍​ ​ ‍​​‍‌‌​ ​‍​ ​‍​‍‌‌​ ‌‌‌​‌​​‍ ‍‌ ‌​‌‍‌‌‌ ‍​‌ ‌​​ ‌‍​‍‌‍​‌‌ ​ ‌‍‌‌‌‌‌‌‌ ​‍‌‍ ​​ ‌‌‍‍​‌ ‌​‌ ‌​‌ ​​‌ ​ ​‍‌‌​ ​ ‌​​‌​‍‌‌​ ​‍‌​‌‍​‍‌‌​ ​‍‌​‌‍‌‍ ‍‌‍ ‌ ​‍‌‍‌​‌‍‍‌‌‍​ ​‍ ‌‌‍​‍‌‍‍‌‌ ‌​‌‍‌‌‌ ​ ​‍ ‌‌‍‌ ‌ ​‍‌‍ ‌ ‌‌‌ ​​​‍ ‌‌ ​ ‌ ‌​‌ ‌‌‌‍‌​‌‍‍‌‌‍ ​‍ ‍‌ ‌‍‌‍‌‌‌ ​‍‌‍​ ‌‍‌‌‌‍ ​​‍ ‍‌‍​‌‌ ​​‌ ​​​‍‌‍‌‍‍‌‌‍‌​​ ‌​ ​ ‌‍‌​​ ‍​‌‍‌‌​ ‌ ‌‍​‌​ ‌‌‌‍‌​​‍ ‌​ ‌‌‌‍‌​​ ‌‍​ ‌‌​‍ ‌​ ‌​​ ‌‍​ ​ ​ ‍​​‍ ‌​ ‍​‌‍​‌‌‍​‍​ ​‌​‍ ‌​ ‌‌​ ‌​​ ‌​‌‍​‌‌‍​‌‌‍​‌​ ‌​​ ‍​​ ‌ ​ ‍​​ ‌‍​ ​‍​‍‌‍‌ ‌​‌ ‍‌‌ ​​‌‍‌‌​ ‌‌ ​​‌ ​‍‌‍ ‌‍‌​‌ ‌‌‌‍​ ‌ ‌​​‍‌‍‌ ​​‌‍​‌‌ ‌​‌‍‍​​ ‌‌‍‌​‌‍‌‌‌ ​ ‌‍​ ‌ ​‍‌‍‍‌‌ ​​‌ ‌​‌‍‍‌‌‍ ‌‍ ‍​‍‌‌​ ‌‌‌​​‍‌‌ ‌‍‍ ‌‍‌‌‌ ‍‌​‍‌‌​ ​ ‌​‌​​‍‌‌​ ​ ‌​‌​​‍‌‌​ ​‍​ ​‍‌‍‌​‌‍​‌​‍‌‌​ ​‍​ ​‍​‍‌‌​ ‌‌‌​‌​​‍ ‍‌ ‌‍‌‍​‌‌‍ ​‌ ‌‌‌‍‌‌​‍ ‍‌ ‌‍‌‍​‌‌‍ ​‌ ‌‌‌‍‌‌​‍‌‌​ ‌‌‌​​‍‌‌ ‌‍‍ ‌‍‌‌‌ ‍‌​‍‌‌​ ​ ‌​‌​​‍‌‌​ ​ ‌​‌​​‍‌‌​ ​‍​ ​‍‌‍‌​​ ​‌​ ​ ​ ‌ ‌‍‌‍​ ‌‍​ ​​‌‍​‍‌‍​‌‌‍‌‍​ ​​​ ‌​​‍‌‌​ ​‍​ ​‍​‍‌‌​ ‌‌‌​‌​​‍ ‍‌‍​ ‌‍‍​‌‍‍‌‌‍ ​‌‍‌​‌ ​‍‌‍‌‌‌‍ ‍​‍‌‌​ ‌‌‌​​‍‌‌ ‌‍‍ ‌‍‌‌‌ ‍‌​‍‌‌​ ​ ‌​‌​​‍‌‌​ ​ ‌​‌​​‍‌‌​ ​‍​ ​‍​ ​‍​ ​‌‌‍​ ​ ‍​​ ‍​​ ‌‍‌‍‌‌​ ‌‌​ ​‍​ ‌‌‌‍​ ​ ‍​​‍‌‌​ ​‍​ ​‍​‍‌‌​ ‌‌‌​‌​​‍ ‍‌ ‌​‌‍‌‌‌ ‍​‌ ‌​​‍‌‍‌ ​​‌‍‌‌‌ ​‍‌ ​ ‌ ​​‌‍‌‌‌‍​ ‌ ‌​‌‍‍‌‌ ‌‍‌‍‌‌​ ‌‌ ​​‌ ‌‌‌‍​‍‌‍ ​‌‍‍‌‌ ​ ‌‍‍​‌‍‌‌‌‍‌​​‍​‍‌ ‌1.6​​​​‌ ‍ ​‍​‍‌‍ ‌ ​‍‌‍‍‌‌‍‌ ‌‍‍‌‌‍ ‍​‍​‍​ ‍‍​‍​‍‌ ​ ‌‍​‌‌‍ ‍‌‍‍‌‌ ‌​‌ ‍‌​‍ ‍‌‍‍‌‌‍ ​‍​‍​‍ ​​‍​‍‌‍‍​‌ ​‍‌‍‌‌‌‍‌‍​‍​‍​ ‍‍​‍​‍‌‍‍​‌ ‌​‌ ‌​‌ ​​‌ ​ ​ ‍‍​‍ ​‍ ‌‍ ‍‌‍ ‌ ​‍‌‍‌​‌‍‍‌‌‍​ ​‍ ‌‌‍​‍‌‍‍‌‌ ‌​‌‍‌‌‌ ​ ​‍ ‌‌‍‌ ‌ ​‍‌‍ ‌ ‌‌‌ ​​​‍ ‌‌ ​ ‌ ‌​‌ ‌‌‌‍‌​‌‍‍‌‌‍ ​‍ ‍‌ ‌‍‌‍‌‌‌ ​‍‌‍​ ‌‍‌‌‌‍ ​​‍ ‍‌‍​‌‌ ​​‌ ​​​‍ ‌‍‍‌‌‍ ‍‌ ‌​‌‍‌‌‌‍ ‍‌ ‌​​‍ ‌‍‌‌‌‍‌​‌‍‍‌‌ ‌​​‍ ‌‍ ‌‌‍ ‌‍‌​‌‍‌‌​ ‌‌ ​​‌ ​‍‌‍‌‌‌ ​ ‌‍‌‌‌‍ ‍‌ ‌​‌‍​‌‌ ‌​‌‍‍‌‌‍ ‌‍ ‍​ ‍ ‌‍‍‌‌‍‌​​ ‌​ ​ ‌‍‌​​ ‍​‌‍‌‌​ ‌ ‌‍​‌​ ‌‌‌‍‌​​‍ ‌​ ‌‌‌‍‌​​ ‌‍​ ‌‌​‍ ‌​ ‌​​ ‌‍​ ​ ​ ‍​​‍ ‌​ ‍​‌‍​‌‌‍​‍​ ​‌​‍ ‌​ ‌‌​ ‌​​ ‌​‌‍​‌‌‍​‌‌‍​‌​ ‌​​ ‍​​ ‌ ​ ‍​​ ‌‍​ ​‍​ ‍ ‌ ‌​‌ ‍‌‌ ​​‌‍‌‌​ ‌‌ ​​‌ ​‍‌‍ ‌‍‌​‌ ‌‌‌‍​ ‌ ‌​​ ‍ ‌ ​​‌‍​‌‌ ‌​‌‍‍​​ ‌‌‍‌​‌‍‌‌‌ ​ ‌‍​ ‌ ​‍‌‍‍‌‌ ​​‌ ‌​‌‍‍‌‌‍ ‌‍ ‍​‍‌‌​ ‌‌‌​​‍‌‌ ‌‍‍ ‌‍‌‌‌ ‍‌​‍‌‌​ ​ ‌​‌​​‍‌‌​ ​ ‌​‌​​‍‌‌​ ​‍​ ​‍‌‍‌​‌‍​‌​‍‌‌​ ​‍​ ​‍​‍‌‌​ ‌‌‌​‌​​‍ ‍‌ ‌‍‌‍​‌‌‍ ​‌ ‌‌‌‍‌‌​‍ ‍‌ ‌‍‌‍​‌‌‍ ​‌ ‌‌‌‍‌‌​‍‌‌​ ‌‌‌​​‍‌‌ ‌‍‍ ‌‍‌‌‌ ‍‌​‍‌‌​ ​ ‌​‌​​‍‌‌​ ​ ‌​‌​​‍‌‌​ ​‍​ ​‍‌‍‌​​ ​‌​ ​ ​ ‌ ‌‍‌‍​ ‌‍​ ​​‌‍​‍‌‍​‌‌‍‌‍​ ​​​ ‌​​‍‌‌​ ​‍​ ​‍​‍‌‌​ ‌‌‌​‌​​‍ ‍‌‍​ ‌‍‍​‌‍‍‌‌‍ ​‌‍‌​‌ ​‍‌‍‌‌‌‍ ‍​‍‌‌​ ‌‌‌​​‍‌‌ ‌‍‍ ‌‍‌‌‌ ‍‌​‍‌‌​ ​ ‌​‌​​‍‌‌​ ​ ‌​‌​​‍‌‌​ ​‍​ ​‍‌‍​‍‌‍‌​​ ‍​​ ‌ ​ ​ ​ ‌ ‌‍​ ‌‍​‌‌‍​‍​ ‌​​ ​‌​ ‌​​‍‌‌​ ​‍​ ​‍​‍‌‌​ ‌‌‌​‌​​‍ ‍‌ ‌​‌‍‌‌‌ ‍​‌ ‌​​ ‌‍​‍‌‍​‌‌ ​ ‌‍‌‌‌‌‌‌‌ ​‍‌‍ ​​ ‌‌‍‍​‌ ‌​‌ ‌​‌ ​​‌ ​ ​‍‌‌​ ​ ‌​​‌​‍‌‌​ ​‍‌​‌‍​‍‌‌​ ​‍‌​‌‍‌‍ ‍‌‍ ‌ ​‍‌‍‌​‌‍‍‌‌‍​ ​‍ ‌‌‍​‍‌‍‍‌‌ ‌​‌‍‌‌‌ ​ ​‍ ‌‌‍‌ ‌ ​‍‌‍ ‌ ‌‌‌ ​​​‍ ‌‌ ​ ‌ ‌​‌ ‌‌‌‍‌​‌‍‍‌‌‍ ​‍ ‍‌ ‌‍‌‍‌‌‌ ​‍‌‍​ ‌‍‌‌‌‍ ​​‍ ‍‌‍​‌‌ ​​‌ ​​​‍‌‍‌‍‍‌‌‍‌​​ ‌​ ​ ‌‍‌​​ ‍​‌‍‌‌​ ‌ ‌‍​‌​ ‌‌‌‍‌​​‍ ‌​ ‌‌‌‍‌​​ ‌‍​ ‌‌​‍ ‌​ ‌​​ ‌‍​ ​ ​ ‍​​‍ ‌​ ‍​‌‍​‌‌‍​‍​ ​‌​‍ ‌​ ‌‌​ ‌​​ ‌​‌‍​‌‌‍​‌‌‍​‌​ ‌​​ ‍​​ ‌ ​ ‍​​ ‌‍​ ​‍​‍‌‍‌ ‌​‌ ‍‌‌ ​​‌‍‌‌​ ‌‌ ​​‌ ​‍‌‍ ‌‍‌​‌ ‌‌‌‍​ ‌ ‌​​‍‌‍‌ ​​‌‍​‌‌ ‌​‌‍‍​​ ‌‌‍‌​‌‍‌‌‌ ​ ‌‍​ ‌ ​‍‌‍‍‌‌ ​​‌ ‌​‌‍‍‌‌‍ ‌‍ ‍​‍‌‌​ ‌‌‌​​‍‌‌ ‌‍‍ ‌‍‌‌‌ ‍‌​‍‌‌​ ​ ‌​‌​​‍‌‌​ ​ ‌​‌​​‍‌‌​ ​‍​ ​‍‌‍‌​‌‍​‌​‍‌‌​ ​‍​ ​‍​‍‌‌​ ‌‌‌​‌​​‍ ‍‌ ‌‍‌‍​‌‌‍ ​‌ ‌‌‌‍‌‌​‍ ‍‌ ‌‍‌‍​‌‌‍ ​‌ ‌‌‌‍‌‌​‍‌‌​ ‌‌‌​​‍‌‌ ‌‍‍ ‌‍‌‌‌ ‍‌​‍‌‌​ ​ ‌​‌​​‍‌‌​ ​ ‌​‌​​‍‌‌​ ​‍​ ​‍‌‍‌​​ ​‌​ ​ ​ ‌ ‌‍‌‍​ ‌‍​ ​​‌‍​‍‌‍​‌‌‍‌‍​ ​​​ ‌​​‍‌‌​ ​‍​ ​‍​‍‌‌​ ‌‌‌​‌​​‍ ‍‌‍​ ‌‍‍​‌‍‍‌‌‍ ​‌‍‌​‌ ​‍‌‍‌‌‌‍ ‍​‍‌‌​ ‌‌‌​​‍‌‌ ‌‍‍ ‌‍‌‌‌ ‍‌​‍‌‌​ ​ ‌​‌​​‍‌‌​ ​ ‌​‌​​‍‌‌​ ​‍​ ​‍‌‍​‍‌‍‌​​ ‍​​ ‌ ​ ​ ​ ‌ ‌‍​ ‌‍​‌‌‍​‍​ ‌​​ ​‌​ ‌​​‍‌‌​ ​‍​ ​‍​‍‌‌​ ‌‌‌​‌​​‍ ‍‌ ‌​‌‍‌‌‌ ‍​‌ ‌​​‍‌‍‌ ​​‌‍‌‌‌ ​‍‌ ​ ‌ ​​‌‍‌‌‌‍​ ‌ ‌​‌‍‍‌‌ ‌‍‌‍‌‌​ ‌‌ ​​‌ ‌‌‌‍​‍‌‍ ​‌‍‍‌‌ ​ ‌‍‍​‌‍‌‌‌‍‌​​‍​‍‌ ‌
Carbohydrates (g)​​​​‌ ‍ ​‍​‍‌‍ ‌ ​‍‌‍‍‌‌‍‌ ‌‍‍‌‌‍ ‍​‍​‍​ ‍‍​‍​‍‌ ​ ‌‍​‌‌‍ ‍‌‍‍‌‌ ‌​‌ ‍‌​‍ ‍‌‍‍‌‌‍ ​‍​‍​‍ ​​‍​‍‌‍‍​‌ ​‍‌‍‌‌‌‍‌‍​‍​‍​ ‍‍​‍​‍‌‍‍​‌ ‌​‌ ‌​‌ ​​‌ ​ ​ ‍‍​‍ ​‍ ‌‍ ‍‌‍ ‌ ​‍‌‍‌​‌‍‍‌‌‍​ ​‍ ‌‌‍​‍‌‍‍‌‌ ‌​‌‍‌‌‌ ​ ​‍ ‌‌‍‌ ‌ ​‍‌‍ ‌ ‌‌‌ ​​​‍ ‌‌ ​ ‌ ‌​‌ ‌‌‌‍‌​‌‍‍‌‌‍ ​‍ ‍‌ ‌‍‌‍‌‌‌ ​‍‌‍​ ‌‍‌‌‌‍ ​​‍ ‍‌‍​‌‌ ​​‌ ​​​‍ ‌‍‍‌‌‍ ‍‌ ‌​‌‍‌‌‌‍ ‍‌ ‌​​‍ ‌‍‌‌‌‍‌​‌‍‍‌‌ ‌​​‍ ‌‍ ‌‌‍ ‌‍‌​‌‍‌‌​ ‌‌ ​​‌ ​‍‌‍‌‌‌ ​ ‌‍‌‌‌‍ ‍‌ ‌​‌‍​‌‌ ‌​‌‍‍‌‌‍ ‌‍ ‍​ ‍ ‌‍‍‌‌‍‌​​ ‌​ ​ ‌‍‌​​ ‍​‌‍‌‌​ ‌ ‌‍​‌​ ‌‌‌‍‌​​‍ ‌​ ‌‌‌‍‌​​ ‌‍​ ‌‌​‍ ‌​ ‌​​ ‌‍​ ​ ​ ‍​​‍ ‌​ ‍​‌‍​‌‌‍​‍​ ​‌​‍ ‌​ ‌‌​ ‌​​ ‌​‌‍​‌‌‍​‌‌‍​‌​ ‌​​ ‍​​ ‌ ​ ‍​​ ‌‍​ ​‍​ ‍ ‌ ‌​‌ ‍‌‌ ​​‌‍‌‌​ ‌‌ ​​‌ ​‍‌‍ ‌‍‌​‌ ‌‌‌‍​ ‌ ‌​​ ‍ ‌ ​​‌‍​‌‌ ‌​‌‍‍​​ ‌‌‍‌​‌‍‌‌‌ ​ ‌‍​ ‌ ​‍‌‍‍‌‌ ​​‌ ‌​‌‍‍‌‌‍ ‌‍ ‍​‍‌‌​ ‌‌‌​​‍‌‌ ‌‍‍ ‌‍‌‌‌ ‍‌​‍‌‌​ ​ ‌​‌​​‍‌‌​ ​ ‌​‌​​‍‌‌​ ​‍​ ​‍‌‍‌​‌‍​‌​‍‌‌​ ​‍​ ​‍​‍‌‌​ ‌‌‌​‌​​‍ ‍‌ ‌‍‌‍​‌‌‍ ​‌ ‌‌‌‍‌‌​‍ ‍‌ ‌‍‌‍​‌‌‍ ​‌ ‌‌‌‍‌‌​‍‌‌​ ‌‌‌​​‍‌‌ ‌‍‍ ‌‍‌‌‌ ‍‌​‍‌‌​ ​ ‌​‌​​‍‌‌​ ​ ‌​‌​​‍‌‌​ ​‍​ ​‍​ ‍‌‌‍‌‌​ ‌​​ ‌‍​ ​​​ ​​‌‍​‍​ ‌‍​ ​​​ ​​‌‍​ ​ ‍‌​‍‌‌​ ​‍​ ​‍​‍‌‌​ ‌‌‌​‌​​‍ ‍‌‍​ ‌‍‍​‌‍‍‌‌‍ ​‌‍‌​‌ ​‍‌‍‌‌‌‍ ‍​‍‌‌​ ‌‌‌​​‍‌‌ ‌‍‍ ‌‍‌‌‌ ‍‌​‍‌‌​ ​ ‌​‌​​‍‌‌​ ​ ‌​‌​​‍‌‌​ ​‍​ ​‍​ ‌‍‌‍​‍​ ​ ​ ‌‍‌‍‌‌‌‍‌‍‌‍‌​​ ‍‌‌‍​‌​ ​ ​ ‌‌‌‍​‌​‍‌‌​ ​‍​ ​‍​‍‌‌​ ‌‌‌​‌​​‍ ‍‌ ‌​‌‍‌‌‌ ‍​‌ ‌​​ ‌‍​‍‌‍​‌‌ ​ ‌‍‌‌‌‌‌‌‌ ​‍‌‍ ​​ ‌‌‍‍​‌ ‌​‌ ‌​‌ ​​‌ ​ ​‍‌‌​ ​ ‌​​‌​‍‌‌​ ​‍‌​‌‍​‍‌‌​ ​‍‌​‌‍‌‍ ‍‌‍ ‌ ​‍‌‍‌​‌‍‍‌‌‍​ ​‍ ‌‌‍​‍‌‍‍‌‌ ‌​‌‍‌‌‌ ​ ​‍ ‌‌‍‌ ‌ ​‍‌‍ ‌ ‌‌‌ ​​​‍ ‌‌ ​ ‌ ‌​‌ ‌‌‌‍‌​‌‍‍‌‌‍ ​‍ ‍‌ ‌‍‌‍‌‌‌ ​‍‌‍​ ‌‍‌‌‌‍ ​​‍ ‍‌‍​‌‌ ​​‌ ​​​‍‌‍‌‍‍‌‌‍‌​​ ‌​ ​ ‌‍‌​​ ‍​‌‍‌‌​ ‌ ‌‍​‌​ ‌‌‌‍‌​​‍ ‌​ ‌‌‌‍‌​​ ‌‍​ ‌‌​‍ ‌​ ‌​​ ‌‍​ ​ ​ ‍​​‍ ‌​ ‍​‌‍​‌‌‍​‍​ ​‌​‍ ‌​ ‌‌​ ‌​​ ‌​‌‍​‌‌‍​‌‌‍​‌​ ‌​​ ‍​​ ‌ ​ ‍​​ ‌‍​ ​‍​‍‌‍‌ ‌​‌ ‍‌‌ ​​‌‍‌‌​ ‌‌ ​​‌ ​‍‌‍ ‌‍‌​‌ ‌‌‌‍​ ‌ ‌​​‍‌‍‌ ​​‌‍​‌‌ ‌​‌‍‍​​ ‌‌‍‌​‌‍‌‌‌ ​ ‌‍​ ‌ ​‍‌‍‍‌‌ ​​‌ ‌​‌‍‍‌‌‍ ‌‍ ‍​‍‌‌​ ‌‌‌​​‍‌‌ ‌‍‍ ‌‍‌‌‌ ‍‌​‍‌‌​ ​ ‌​‌​​‍‌‌​ ​ ‌​‌​​‍‌‌​ ​‍​ ​‍‌‍‌​‌‍​‌​‍‌‌​ ​‍​ ​‍​‍‌‌​ ‌‌‌​‌​​‍ ‍‌ ‌‍‌‍​‌‌‍ ​‌ ‌‌‌‍‌‌​‍ ‍‌ ‌‍‌‍​‌‌‍ ​‌ ‌‌‌‍‌‌​‍‌‌​ ‌‌‌​​‍‌‌ ‌‍‍ ‌‍‌‌‌ ‍‌​‍‌‌​ ​ ‌​‌​​‍‌‌​ ​ ‌​‌​​‍‌‌​ ​‍​ ​‍​ ‍‌‌‍‌‌​ ‌​​ ‌‍​ ​​​ ​​‌‍​‍​ ‌‍​ ​​​ ​​‌‍​ ​ ‍‌​‍‌‌​ ​‍​ ​‍​‍‌‌​ ‌‌‌​‌​​‍ ‍‌‍​ ‌‍‍​‌‍‍‌‌‍ ​‌‍‌​‌ ​‍‌‍‌‌‌‍ ‍​‍‌‌​ ‌‌‌​​‍‌‌ ‌‍‍ ‌‍‌‌‌ ‍‌​‍‌‌​ ​ ‌​‌​​‍‌‌​ ​ ‌​‌​​‍‌‌​ ​‍​ ​‍​ ‌‍‌‍​‍​ ​ ​ ‌‍‌‍‌‌‌‍‌‍‌‍‌​​ ‍‌‌‍​‌​ ​ ​ ‌‌‌‍​‌​‍‌‌​ ​‍​ ​‍​‍‌‌​ ‌‌‌​‌​​‍ ‍‌ ‌​‌‍‌‌‌ ‍​‌ ‌​​‍‌‍‌ ​​‌‍‌‌‌ ​‍‌ ​ ‌ ​​‌‍‌‌‌‍​ ‌ ‌​‌‍‍‌‌ ‌‍‌‍‌‌​ ‌‌ ​​‌ ‌‌‌‍​‍‌‍ ​‌‍‍‌‌ ​ ‌‍‍​‌‍‌‌‌‍‌​​‍​‍‌ ‌55​​​​‌ ‍ ​‍​‍‌‍ ‌ ​‍‌‍‍‌‌‍‌ ‌‍‍‌‌‍ ‍​‍​‍​ ‍‍​‍​‍‌ ​ ‌‍​‌‌‍ ‍‌‍‍‌‌ ‌​‌ ‍‌​‍ ‍‌‍‍‌‌‍ ​‍​‍​‍ ​​‍​‍‌‍‍​‌ ​‍‌‍‌‌‌‍‌‍​‍​‍​ ‍‍​‍​‍‌‍‍​‌ ‌​‌ ‌​‌ ​​‌ ​ ​ ‍‍​‍ ​‍ ‌‍ ‍‌‍ ‌ ​‍‌‍‌​‌‍‍‌‌‍​ ​‍ ‌‌‍​‍‌‍‍‌‌ ‌​‌‍‌‌‌ ​ ​‍ ‌‌‍‌ ‌ ​‍‌‍ ‌ ‌‌‌ ​​​‍ ‌‌ ​ ‌ ‌​‌ ‌‌‌‍‌​‌‍‍‌‌‍ ​‍ ‍‌ ‌‍‌‍‌‌‌ ​‍‌‍​ ‌‍‌‌‌‍ ​​‍ ‍‌‍​‌‌ ​​‌ ​​​‍ ‌‍‍‌‌‍ ‍‌ ‌​‌‍‌‌‌‍ ‍‌ ‌​​‍ ‌‍‌‌‌‍‌​‌‍‍‌‌ ‌​​‍ ‌‍ ‌‌‍ ‌‍‌​‌‍‌‌​ ‌‌ ​​‌ ​‍‌‍‌‌‌ ​ ‌‍‌‌‌‍ ‍‌ ‌​‌‍​‌‌ ‌​‌‍‍‌‌‍ ‌‍ ‍​ ‍ ‌‍‍‌‌‍‌​​ ‌​ ​ ‌‍‌​​ ‍​‌‍‌‌​ ‌ ‌‍​‌​ ‌‌‌‍‌​​‍ ‌​ ‌‌‌‍‌​​ ‌‍​ ‌‌​‍ ‌​ ‌​​ ‌‍​ ​ ​ ‍​​‍ ‌​ ‍​‌‍​‌‌‍​‍​ ​‌​‍ ‌​ ‌‌​ ‌​​ ‌​‌‍​‌‌‍​‌‌‍​‌​ ‌​​ ‍​​ ‌ ​ ‍​​ ‌‍​ ​‍​ ‍ ‌ ‌​‌ ‍‌‌ ​​‌‍‌‌​ ‌‌ ​​‌ ​‍‌‍ ‌‍‌​‌ ‌‌‌‍​ ‌ ‌​​ ‍ ‌ ​​‌‍​‌‌ ‌​‌‍‍​​ ‌‌‍‌​‌‍‌‌‌ ​ ‌‍​ ‌ ​‍‌‍‍‌‌ ​​‌ ‌​‌‍‍‌‌‍ ‌‍ ‍​‍‌‌​ ‌‌‌​​‍‌‌ ‌‍‍ ‌‍‌‌‌ ‍‌​‍‌‌​ ​ ‌​‌​​‍‌‌​ ​ ‌​‌​​‍‌‌​ ​‍​ ​‍‌‍‌​‌‍​‌​‍‌‌​ ​‍​ ​‍​‍‌‌​ ‌‌‌​‌​​‍ ‍‌ ‌‍‌‍​‌‌‍ ​‌ ‌‌‌‍‌‌​‍ ‍‌ ‌‍‌‍​‌‌‍ ​‌ ‌‌‌‍‌‌​‍‌‌​ ‌‌‌​​‍‌‌ ‌‍‍ ‌‍‌‌‌ ‍‌​‍‌‌​ ​ ‌​‌​​‍‌‌​ ​ ‌​‌​​‍‌‌​ ​‍​ ​‍​ ‍‌‌‍‌‌​ ‌​​ ‌‍​ ​​​ ​​‌‍​‍​ ‌‍​ ​​​ ​​‌‍​ ​ ‍‌​‍‌‌​ ​‍​ ​‍​‍‌‌​ ‌‌‌​‌​​‍ ‍‌‍​ ‌‍‍​‌‍‍‌‌‍ ​‌‍‌​‌ ​‍‌‍‌‌‌‍ ‍​‍‌‌​ ‌‌‌​​‍‌‌ ‌‍‍ ‌‍‌‌‌ ‍‌​‍‌‌​ ​ ‌​‌​​‍‌‌​ ​ ‌​‌​​‍‌‌​ ​‍​ ​‍​ ​ ​ ‍‌​ ‌‌‌‍​ ​ ​‌​ ​ ‌‍‌​​ ​​​ ‌‍‌‍‌​​ ​​​ ​ ​‍‌‌​ ​‍​ ​‍​‍‌‌​ ‌‌‌​‌​​‍ ‍‌ ‌​‌‍‌‌‌ ‍​‌ ‌​​ ‌‍​‍‌‍​‌‌ ​ ‌‍‌‌‌‌‌‌‌ ​‍‌‍ ​​ ‌‌‍‍​‌ ‌​‌ ‌​‌ ​​‌ ​ ​‍‌‌​ ​ ‌​​‌​‍‌‌​ ​‍‌​‌‍​‍‌‌​ ​‍‌​‌‍‌‍ ‍‌‍ ‌ ​‍‌‍‌​‌‍‍‌‌‍​ ​‍ ‌‌‍​‍‌‍‍‌‌ ‌​‌‍‌‌‌ ​ ​‍ ‌‌‍‌ ‌ ​‍‌‍ ‌ ‌‌‌ ​​​‍ ‌‌ ​ ‌ ‌​‌ ‌‌‌‍‌​‌‍‍‌‌‍ ​‍ ‍‌ ‌‍‌‍‌‌‌ ​‍‌‍​ ‌‍‌‌‌‍ ​​‍ ‍‌‍​‌‌ ​​‌ ​​​‍‌‍‌‍‍‌‌‍‌​​ ‌​ ​ ‌‍‌​​ ‍​‌‍‌‌​ ‌ ‌‍​‌​ ‌‌‌‍‌​​‍ ‌​ ‌‌‌‍‌​​ ‌‍​ ‌‌​‍ ‌​ ‌​​ ‌‍​ ​ ​ ‍​​‍ ‌​ ‍​‌‍​‌‌‍​‍​ ​‌​‍ ‌​ ‌‌​ ‌​​ ‌​‌‍​‌‌‍​‌‌‍​‌​ ‌​​ ‍​​ ‌ ​ ‍​​ ‌‍​ ​‍​‍‌‍‌ ‌​‌ ‍‌‌ ​​‌‍‌‌​ ‌‌ ​​‌ ​‍‌‍ ‌‍‌​‌ ‌‌‌‍​ ‌ ‌​​‍‌‍‌ ​​‌‍​‌‌ ‌​‌‍‍​​ ‌‌‍‌​‌‍‌‌‌ ​ ‌‍​ ‌ ​‍‌‍‍‌‌ ​​‌ ‌​‌‍‍‌‌‍ ‌‍ ‍​‍‌‌​ ‌‌‌​​‍‌‌ ‌‍‍ ‌‍‌‌‌ ‍‌​‍‌‌​ ​ ‌​‌​​‍‌‌​ ​ ‌​‌​​‍‌‌​ ​‍​ ​‍‌‍‌​‌‍​‌​‍‌‌​ ​‍​ ​‍​‍‌‌​ ‌‌‌​‌​​‍ ‍‌ ‌‍‌‍​‌‌‍ ​‌ ‌‌‌‍‌‌​‍ ‍‌ ‌‍‌‍​‌‌‍ ​‌ ‌‌‌‍‌‌​‍‌‌​ ‌‌‌​​‍‌‌ ‌‍‍ ‌‍‌‌‌ ‍‌​‍‌‌​ ​ ‌​‌​​‍‌‌​ ​ ‌​‌​​‍‌‌​ ​‍​ ​‍​ ‍‌‌‍‌‌​ ‌​​ ‌‍​ ​​​ ​​‌‍​‍​ ‌‍​ ​​​ ​​‌‍​ ​ ‍‌​‍‌‌​ ​‍​ ​‍​‍‌‌​ ‌‌‌​‌​​‍ ‍‌‍​ ‌‍‍​‌‍‍‌‌‍ ​‌‍‌​‌ ​‍‌‍‌‌‌‍ ‍​‍‌‌​ ‌‌‌​​‍‌‌ ‌‍‍ ‌‍‌‌‌ ‍‌​‍‌‌​ ​ ‌​‌​​‍‌‌​ ​ ‌​‌​​‍‌‌​ ​‍​ ​‍​ ​ ​ ‍‌​ ‌‌‌‍​ ​ ​‌​ ​ ‌‍‌​​ ​​​ ‌‍‌‍‌​​ ​​​ ​ ​‍‌‌​ ​‍​ ​‍​‍‌‌​ ‌‌‌​‌​​‍ ‍‌ ‌​‌‍‌‌‌ ‍​‌ ‌​​‍‌‍‌ ​​‌‍‌‌‌ ​‍‌ ​ ‌ ​​‌‍‌‌‌‍​ ‌ ‌​‌‍‍‌‌ ‌‍‌‍‌‌​ ‌‌ ​​‌ ‌‌‌‍​‍‌‍ ​‌‍‍‌‌ ​ ‌‍‍​‌‍‌‌‌‍‌​​‍​‍‌ ‌
Dietary Fiber (g)​​​​‌ ‍ ​‍​‍‌‍ ‌ ​‍‌‍‍‌‌‍‌ ‌‍‍‌‌‍ ‍​‍​‍​ ‍‍​‍​‍‌ ​ ‌‍​‌‌‍ ‍‌‍‍‌‌ ‌​‌ ‍‌​‍ ‍‌‍‍‌‌‍ ​‍​‍​‍ ​​‍​‍‌‍‍​‌ ​‍‌‍‌‌‌‍‌‍​‍​‍​ ‍‍​‍​‍‌‍‍​‌ ‌​‌ ‌​‌ ​​‌ ​ ​ ‍‍​‍ ​‍ ‌‍ ‍‌‍ ‌ ​‍‌‍‌​‌‍‍‌‌‍​ ​‍ ‌‌‍​‍‌‍‍‌‌ ‌​‌‍‌‌‌ ​ ​‍ ‌‌‍‌ ‌ ​‍‌‍ ‌ ‌‌‌ ​​​‍ ‌‌ ​ ‌ ‌​‌ ‌‌‌‍‌​‌‍‍‌‌‍ ​‍ ‍‌ ‌‍‌‍‌‌‌ ​‍‌‍​ ‌‍‌‌‌‍ ​​‍ ‍‌‍​‌‌ ​​‌ ​​​‍ ‌‍‍‌‌‍ ‍‌ ‌​‌‍‌‌‌‍ ‍‌ ‌​​‍ ‌‍‌‌‌‍‌​‌‍‍‌‌ ‌​​‍ ‌‍ ‌‌‍ ‌‍‌​‌‍‌‌​ ‌‌ ​​‌ ​‍‌‍‌‌‌ ​ ‌‍‌‌‌‍ ‍‌ ‌​‌‍​‌‌ ‌​‌‍‍‌‌‍ ‌‍ ‍​ ‍ ‌‍‍‌‌‍‌​​ ‌​ ​ ‌‍‌​​ ‍​‌‍‌‌​ ‌ ‌‍​‌​ ‌‌‌‍‌​​‍ ‌​ ‌‌‌‍‌​​ ‌‍​ ‌‌​‍ ‌​ ‌​​ ‌‍​ ​ ​ ‍​​‍ ‌​ ‍​‌‍​‌‌‍​‍​ ​‌​‍ ‌​ ‌‌​ ‌​​ ‌​‌‍​‌‌‍​‌‌‍​‌​ ‌​​ ‍​​ ‌ ​ ‍​​ ‌‍​ ​‍​ ‍ ‌ ‌​‌ ‍‌‌ ​​‌‍‌‌​ ‌‌ ​​‌ ​‍‌‍ ‌‍‌​‌ ‌‌‌‍​ ‌ ‌​​ ‍ ‌ ​​‌‍​‌‌ ‌​‌‍‍​​ ‌‌‍‌​‌‍‌‌‌ ​ ‌‍​ ‌ ​‍‌‍‍‌‌ ​​‌ ‌​‌‍‍‌‌‍ ‌‍ ‍​‍‌‌​ ‌‌‌​​‍‌‌ ‌‍‍ ‌‍‌‌‌ ‍‌​‍‌‌​ ​ ‌​‌​​‍‌‌​ ​ ‌​‌​​‍‌‌​ ​‍​ ​‍‌‍‌​‌‍​‌​‍‌‌​ ​‍​ ​‍​‍‌‌​ ‌‌‌​‌​​‍ ‍‌ ‌‍‌‍​‌‌‍ ​‌ ‌‌‌‍‌‌​‍ ‍‌ ‌‍‌‍​‌‌‍ ​‌ ‌‌‌‍‌‌​‍‌‌​ ‌‌‌​​‍‌‌ ‌‍‍ ‌‍‌‌‌ ‍‌​‍‌‌​ ​ ‌​‌​​‍‌‌​ ​ ‌​‌​​‍‌‌​ ​‍​ ​‍​ ‍​​ ​ ​ ​ ​ ​‌​ ‍​​ ‌‌‌‍​‍‌‍​‍‌‍‌​​ ‌‌​ ‌​​ ‍‌​‍‌‌​ ​‍​ ​‍​‍‌‌​ ‌‌‌​‌​​‍ ‍‌‍​ ‌‍‍​‌‍‍‌‌‍ ​‌‍‌​‌ ​‍‌‍‌‌‌‍ ‍​‍‌‌​ ‌‌‌​​‍‌‌ ‌‍‍ ‌‍‌‌‌ ‍‌​‍‌‌​ ​ ‌​‌​​‍‌‌​ ​ ‌​‌​​‍‌‌​ ​‍​ ​‍‌‍‌​​ ‌​‌‍‌‍‌‍‌​‌‍​‌‌‍​ ​ ‌‍‌‍‌​‌‍‌​​ ‌​​ ​‌​ ​​​‍‌‌​ ​‍​ ​‍​‍‌‌​ ‌‌‌​‌​​‍ ‍‌ ‌​‌‍‌‌‌ ‍​‌ ‌​​ ‌‍​‍‌‍​‌‌ ​ ‌‍‌‌‌‌‌‌‌ ​‍‌‍ ​​ ‌‌‍‍​‌ ‌​‌ ‌​‌ ​​‌ ​ ​‍‌‌​ ​ ‌​​‌​‍‌‌​ ​‍‌​‌‍​‍‌‌​ ​‍‌​‌‍‌‍ ‍‌‍ ‌ ​‍‌‍‌​‌‍‍‌‌‍​ ​‍ ‌‌‍​‍‌‍‍‌‌ ‌​‌‍‌‌‌ ​ ​‍ ‌‌‍‌ ‌ ​‍‌‍ ‌ ‌‌‌ ​​​‍ ‌‌ ​ ‌ ‌​‌ ‌‌‌‍‌​‌‍‍‌‌‍ ​‍ ‍‌ ‌‍‌‍‌‌‌ ​‍‌‍​ ‌‍‌‌‌‍ ​​‍ ‍‌‍​‌‌ ​​‌ ​​​‍‌‍‌‍‍‌‌‍‌​​ ‌​ ​ ‌‍‌​​ ‍​‌‍‌‌​ ‌ ‌‍​‌​ ‌‌‌‍‌​​‍ ‌​ ‌‌‌‍‌​​ ‌‍​ ‌‌​‍ ‌​ ‌​​ ‌‍​ ​ ​ ‍​​‍ ‌​ ‍​‌‍​‌‌‍​‍​ ​‌​‍ ‌​ ‌‌​ ‌​​ ‌​‌‍​‌‌‍​‌‌‍​‌​ ‌​​ ‍​​ ‌ ​ ‍​​ ‌‍​ ​‍​‍‌‍‌ ‌​‌ ‍‌‌ ​​‌‍‌‌​ ‌‌ ​​‌ ​‍‌‍ ‌‍‌​‌ ‌‌‌‍​ ‌ ‌​​‍‌‍‌ ​​‌‍​‌‌ ‌​‌‍‍​​ ‌‌‍‌​‌‍‌‌‌ ​ ‌‍​ ‌ ​‍‌‍‍‌‌ ​​‌ ‌​‌‍‍‌‌‍ ‌‍ ‍​‍‌‌​ ‌‌‌​​‍‌‌ ‌‍‍ ‌‍‌‌‌ ‍‌​‍‌‌​ ​ ‌​‌​​‍‌‌​ ​ ‌​‌​​‍‌‌​ ​‍​ ​‍‌‍‌​‌‍​‌​‍‌‌​ ​‍​ ​‍​‍‌‌​ ‌‌‌​‌​​‍ ‍‌ ‌‍‌‍​‌‌‍ ​‌ ‌‌‌‍‌‌​‍ ‍‌ ‌‍‌‍​‌‌‍ ​‌ ‌‌‌‍‌‌​‍‌‌​ ‌‌‌​​‍‌‌ ‌‍‍ ‌‍‌‌‌ ‍‌​‍‌‌​ ​ ‌​‌​​‍‌‌​ ​ ‌​‌​​‍‌‌​ ​‍​ ​‍​ ‍​​ ​ ​ ​ ​ ​‌​ ‍​​ ‌‌‌‍​‍‌‍​‍‌‍‌​​ ‌‌​ ‌​​ ‍‌​‍‌‌​ ​‍​ ​‍​‍‌‌​ ‌‌‌​‌​​‍ ‍‌‍​ ‌‍‍​‌‍‍‌‌‍ ​‌‍‌​‌ ​‍‌‍‌‌‌‍ ‍​‍‌‌​ ‌‌‌​​‍‌‌ ‌‍‍ ‌‍‌‌‌ ‍‌​‍‌‌​ ​ ‌​‌​​‍‌‌​ ​ ‌​‌​​‍‌‌​ ​‍​ ​‍‌‍‌​​ ‌​‌‍‌‍‌‍‌​‌‍​‌‌‍​ ​ ‌‍‌‍‌​‌‍‌​​ ‌​​ ​‌​ ​​​‍‌‌​ ​‍​ ​‍​‍‌‌​ ‌‌‌​‌​​‍ ‍‌ ‌​‌‍‌‌‌ ‍​‌ ‌​​‍‌‍‌ ​​‌‍‌‌‌ ​‍‌ ​ ‌ ​​‌‍‌‌‌‍​ ‌ ‌​‌‍‍‌‌ ‌‍‌‍‌‌​ ‌‌ ​​‌ ‌‌‌‍​‍‌‍ ​‌‍‍‌‌ ​ ‌‍‍​‌‍‌‌‌‍‌​​‍​‍‌ ‌5.1​​​​‌ ‍ ​‍​‍‌‍ ‌ ​‍‌‍‍‌‌‍‌ ‌‍‍‌‌‍ ‍​‍​‍​ ‍‍​‍​‍‌ ​ ‌‍​‌‌‍ ‍‌‍‍‌‌ ‌​‌ ‍‌​‍ ‍‌‍‍‌‌‍ ​‍​‍​‍ ​​‍​‍‌‍‍​‌ ​‍‌‍‌‌‌‍‌‍​‍​‍​ ‍‍​‍​‍‌‍‍​‌ ‌​‌ ‌​‌ ​​‌ ​ ​ ‍‍​‍ ​‍ ‌‍ ‍‌‍ ‌ ​‍‌‍‌​‌‍‍‌‌‍​ ​‍ ‌‌‍​‍‌‍‍‌‌ ‌​‌‍‌‌‌ ​ ​‍ ‌‌‍‌ ‌ ​‍‌‍ ‌ ‌‌‌ ​​​‍ ‌‌ ​ ‌ ‌​‌ ‌‌‌‍‌​‌‍‍‌‌‍ ​‍ ‍‌ ‌‍‌‍‌‌‌ ​‍‌‍​ ‌‍‌‌‌‍ ​​‍ ‍‌‍​‌‌ ​​‌ ​​​‍ ‌‍‍‌‌‍ ‍‌ ‌​‌‍‌‌‌‍ ‍‌ ‌​​‍ ‌‍‌‌‌‍‌​‌‍‍‌‌ ‌​​‍ ‌‍ ‌‌‍ ‌‍‌​‌‍‌‌​ ‌‌ ​​‌ ​‍‌‍‌‌‌ ​ ‌‍‌‌‌‍ ‍‌ ‌​‌‍​‌‌ ‌​‌‍‍‌‌‍ ‌‍ ‍​ ‍ ‌‍‍‌‌‍‌​​ ‌​ ​ ‌‍‌​​ ‍​‌‍‌‌​ ‌ ‌‍​‌​ ‌‌‌‍‌​​‍ ‌​ ‌‌‌‍‌​​ ‌‍​ ‌‌​‍ ‌​ ‌​​ ‌‍​ ​ ​ ‍​​‍ ‌​ ‍​‌‍​‌‌‍​‍​ ​‌​‍ ‌​ ‌‌​ ‌​​ ‌​‌‍​‌‌‍​‌‌‍​‌​ ‌​​ ‍​​ ‌ ​ ‍​​ ‌‍​ ​‍​ ‍ ‌ ‌​‌ ‍‌‌ ​​‌‍‌‌​ ‌‌ ​​‌ ​‍‌‍ ‌‍‌​‌ ‌‌‌‍​ ‌ ‌​​ ‍ ‌ ​​‌‍​‌‌ ‌​‌‍‍​​ ‌‌‍‌​‌‍‌‌‌ ​ ‌‍​ ‌ ​‍‌‍‍‌‌ ​​‌ ‌​‌‍‍‌‌‍ ‌‍ ‍​‍‌‌​ ‌‌‌​​‍‌‌ ‌‍‍ ‌‍‌‌‌ ‍‌​‍‌‌​ ​ ‌​‌​​‍‌‌​ ​ ‌​‌​​‍‌‌​ ​‍​ ​‍‌‍‌​‌‍​‌​‍‌‌​ ​‍​ ​‍​‍‌‌​ ‌‌‌​‌​​‍ ‍‌ ‌‍‌‍​‌‌‍ ​‌ ‌‌‌‍‌‌​‍ ‍‌ ‌‍‌‍​‌‌‍ ​‌ ‌‌‌‍‌‌​‍‌‌​ ‌‌‌​​‍‌‌ ‌‍‍ ‌‍‌‌‌ ‍‌​‍‌‌​ ​ ‌​‌​​‍‌‌​ ​ ‌​‌​​‍‌‌​ ​‍​ ​‍​ ‍​​ ​ ​ ​ ​ ​‌​ ‍​​ ‌‌‌‍​‍‌‍​‍‌‍‌​​ ‌‌​ ‌​​ ‍‌​‍‌‌​ ​‍​ ​‍​‍‌‌​ ‌‌‌​‌​​‍ ‍‌‍​ ‌‍‍​‌‍‍‌‌‍ ​‌‍‌​‌ ​‍‌‍‌‌‌‍ ‍​‍‌‌​ ‌‌‌​​‍‌‌ ‌‍‍ ‌‍‌‌‌ ‍‌​‍‌‌​ ​ ‌​‌​​‍‌‌​ ​ ‌​‌​​‍‌‌​ ​‍​ ​‍‌‍​‍​ ‌‌‌‍​‍​ ‌‍​ ‌‌​ ‍‌‌‍‌‍‌‍‌​‌‍‌‍​ ‍‌​ ‌‌​ ‌​​‍‌‌​ ​‍​ ​‍​‍‌‌​ ‌‌‌​‌​​‍ ‍‌ ‌​‌‍‌‌‌ ‍​‌ ‌​​ ‌‍​‍‌‍​‌‌ ​ ‌‍‌‌‌‌‌‌‌ ​‍‌‍ ​​ ‌‌‍‍​‌ ‌​‌ ‌​‌ ​​‌ ​ ​‍‌‌​ ​ ‌​​‌​‍‌‌​ ​‍‌​‌‍​‍‌‌​ ​‍‌​‌‍‌‍ ‍‌‍ ‌ ​‍‌‍‌​‌‍‍‌‌‍​ ​‍ ‌‌‍​‍‌‍‍‌‌ ‌​‌‍‌‌‌ ​ ​‍ ‌‌‍‌ ‌ ​‍‌‍ ‌ ‌‌‌ ​​​‍ ‌‌ ​ ‌ ‌​‌ ‌‌‌‍‌​‌‍‍‌‌‍ ​‍ ‍‌ ‌‍‌‍‌‌‌ ​‍‌‍​ ‌‍‌‌‌‍ ​​‍ ‍‌‍​‌‌ ​​‌ ​​​‍‌‍‌‍‍‌‌‍‌​​ ‌​ ​ ‌‍‌​​ ‍​‌‍‌‌​ ‌ ‌‍​‌​ ‌‌‌‍‌​​‍ ‌​ ‌‌‌‍‌​​ ‌‍​ ‌‌​‍ ‌​ ‌​​ ‌‍​ ​ ​ ‍​​‍ ‌​ ‍​‌‍​‌‌‍​‍​ ​‌​‍ ‌​ ‌‌​ ‌​​ ‌​‌‍​‌‌‍​‌‌‍​‌​ ‌​​ ‍​​ ‌ ​ ‍​​ ‌‍​ ​‍​‍‌‍‌ ‌​‌ ‍‌‌ ​​‌‍‌‌​ ‌‌ ​​‌ ​‍‌‍ ‌‍‌​‌ ‌‌‌‍​ ‌ ‌​​‍‌‍‌ ​​‌‍​‌‌ ‌​‌‍‍​​ ‌‌‍‌​‌‍‌‌‌ ​ ‌‍​ ‌ ​‍‌‍‍‌‌ ​​‌ ‌​‌‍‍‌‌‍ ‌‍ ‍​‍‌‌​ ‌‌‌​​‍‌‌ ‌‍‍ ‌‍‌‌‌ ‍‌​‍‌‌​ ​ ‌​‌​​‍‌‌​ ​ ‌​‌​​‍‌‌​ ​‍​ ​‍‌‍‌​‌‍​‌​‍‌‌​ ​‍​ ​‍​‍‌‌​ ‌‌‌​‌​​‍ ‍‌ ‌‍‌‍​‌‌‍ ​‌ ‌‌‌‍‌‌​‍ ‍‌ ‌‍‌‍​‌‌‍ ​‌ ‌‌‌‍‌‌​‍‌‌​ ‌‌‌​​‍‌‌ ‌‍‍ ‌‍‌‌‌ ‍‌​‍‌‌​ ​ ‌​‌​​‍‌‌​ ​ ‌​‌​​‍‌‌​ ​‍​ ​‍​ ‍​​ ​ ​ ​ ​ ​‌​ ‍​​ ‌‌‌‍​‍‌‍​‍‌‍‌​​ ‌‌​ ‌​​ ‍‌​‍‌‌​ ​‍​ ​‍​‍‌‌​ ‌‌‌​‌​​‍ ‍‌‍​ ‌‍‍​‌‍‍‌‌‍ ​‌‍‌​‌ ​‍‌‍‌‌‌‍ ‍​‍‌‌​ ‌‌‌​​‍‌‌ ‌‍‍ ‌‍‌‌‌ ‍‌​‍‌‌​ ​ ‌​‌​​‍‌‌​ ​ ‌​‌​​‍‌‌​ ​‍​ ​‍‌‍​‍​ ‌‌‌‍​‍​ ‌‍​ ‌‌​ ‍‌‌‍‌‍‌‍‌​‌‍‌‍​ ‍‌​ ‌‌​ ‌​​‍‌‌​ ​‍​ ​‍​‍‌‌​ ‌‌‌​‌​​‍ ‍‌ ‌​‌‍‌‌‌ ‍​‌ ‌​​‍‌‍‌ ​​‌‍‌‌‌ ​‍‌ ​ ‌ ​​‌‍‌‌‌‍​ ‌ ‌​‌‍‍‌‌ ‌‍‌‍‌‌​ ‌‌ ​​‌ ‌‌‌‍​‍‌‍ ​‌‍‍‌‌ ​ ‌‍‍​‌‍‌‌‌‍‌​​‍​‍‌ ‌
Sugars (g)​​​​‌ ‍ ​‍​‍‌‍ ‌ ​‍‌‍‍‌‌‍‌ ‌‍‍‌‌‍ ‍​‍​‍​ ‍‍​‍​‍‌ ​ ‌‍​‌‌‍ ‍‌‍‍‌‌ ‌​‌ ‍‌​‍ ‍‌‍‍‌‌‍ ​‍​‍​‍ ​​‍​‍‌‍‍​‌ ​‍‌‍‌‌‌‍‌‍​‍​‍​ ‍‍​‍​‍‌‍‍​‌ ‌​‌ ‌​‌ ​​‌ ​ ​ ‍‍​‍ ​‍ ‌‍ ‍‌‍ ‌ ​‍‌‍‌​‌‍‍‌‌‍​ ​‍ ‌‌‍​‍‌‍‍‌‌ ‌​‌‍‌‌‌ ​ ​‍ ‌‌‍‌ ‌ ​‍‌‍ ‌ ‌‌‌ ​​​‍ ‌‌ ​ ‌ ‌​‌ ‌‌‌‍‌​‌‍‍‌‌‍ ​‍ ‍‌ ‌‍‌‍‌‌‌ ​‍‌‍​ ‌‍‌‌‌‍ ​​‍ ‍‌‍​‌‌ ​​‌ ​​​‍ ‌‍‍‌‌‍ ‍‌ ‌​‌‍‌‌‌‍ ‍‌ ‌​​‍ ‌‍‌‌‌‍‌​‌‍‍‌‌ ‌​​‍ ‌‍ ‌‌‍ ‌‍‌​‌‍‌‌​ ‌‌ ​​‌ ​‍‌‍‌‌‌ ​ ‌‍‌‌‌‍ ‍‌ ‌​‌‍​‌‌ ‌​‌‍‍‌‌‍ ‌‍ ‍​ ‍ ‌‍‍‌‌‍‌​​ ‌​ ​ ‌‍‌​​ ‍​‌‍‌‌​ ‌ ‌‍​‌​ ‌‌‌‍‌​​‍ ‌​ ‌‌‌‍‌​​ ‌‍​ ‌‌​‍ ‌​ ‌​​ ‌‍​ ​ ​ ‍​​‍ ‌​ ‍​‌‍​‌‌‍​‍​ ​‌​‍ ‌​ ‌‌​ ‌​​ ‌​‌‍​‌‌‍​‌‌‍​‌​ ‌​​ ‍​​ ‌ ​ ‍​​ ‌‍​ ​‍​ ‍ ‌ ‌​‌ ‍‌‌ ​​‌‍‌‌​ ‌‌ ​​‌ ​‍‌‍ ‌‍‌​‌ ‌‌‌‍​ ‌ ‌​​ ‍ ‌ ​​‌‍​‌‌ ‌​‌‍‍​​ ‌‌‍‌​‌‍‌‌‌ ​ ‌‍​ ‌ ​‍‌‍‍‌‌ ​​‌ ‌​‌‍‍‌‌‍ ‌‍ ‍​‍‌‌​ ‌‌‌​​‍‌‌ ‌‍‍ ‌‍‌‌‌ ‍‌​‍‌‌​ ​ ‌​‌​​‍‌‌​ ​ ‌​‌​​‍‌‌​ ​‍​ ​‍‌‍‌​‌‍​‌​‍‌‌​ ​‍​ ​‍​‍‌‌​ ‌‌‌​‌​​‍ ‍‌ ‌‍‌‍​‌‌‍ ​‌ ‌‌‌‍‌‌​‍ ‍‌ ‌‍‌‍​‌‌‍ ​‌ ‌‌‌‍‌‌​‍‌‌​ ‌‌‌​​‍‌‌ ‌‍‍ ‌‍‌‌‌ ‍‌​‍‌‌​ ​ ‌​‌​​‍‌‌​ ​ ‌​‌​​‍‌‌​ ​‍​ ​‍​ ​​‌‍‌​​ ‌‌​ ​​​ ​‍​ ​ ‌‍​ ‌‍‌‌‌‍‌‌​ ​​​ ‍‌​ ​ ​‍‌‌​ ​‍​ ​‍​‍‌‌​ ‌‌‌​‌​​‍ ‍‌‍​ ‌‍‍​‌‍‍‌‌‍ ​‌‍‌​‌ ​‍‌‍‌‌‌‍ ‍​‍‌‌​ ‌‌‌​​‍‌‌ ‌‍‍ ‌‍‌‌‌ ‍‌​‍‌‌​ ​ ‌​‌​​‍‌‌​ ​ ‌​‌​​‍‌‌​ ​‍​ ​‍​ ​‍​ ​​‌‍‌‌​ ​ ‌‍​ ​ ‍‌‌‍‌‌‌‍​‌‌‍​‍‌‍‌​​ ​‌‌‍​‌​‍‌‌​ ​‍​ ​‍​‍‌‌​ ‌‌‌​‌​​‍ ‍‌ ‌​‌‍‌‌‌ ‍​‌ ‌​​ ‌‍​‍‌‍​‌‌ ​ ‌‍‌‌‌‌‌‌‌ ​‍‌‍ ​​ ‌‌‍‍​‌ ‌​‌ ‌​‌ ​​‌ ​ ​‍‌‌​ ​ ‌​​‌​‍‌‌​ ​‍‌​‌‍​‍‌‌​ ​‍‌​‌‍‌‍ ‍‌‍ ‌ ​‍‌‍‌​‌‍‍‌‌‍​ ​‍ ‌‌‍​‍‌‍‍‌‌ ‌​‌‍‌‌‌ ​ ​‍ ‌‌‍‌ ‌ ​‍‌‍ ‌ ‌‌‌ ​​​‍ ‌‌ ​ ‌ ‌​‌ ‌‌‌‍‌​‌‍‍‌‌‍ ​‍ ‍‌ ‌‍‌‍‌‌‌ ​‍‌‍​ ‌‍‌‌‌‍ ​​‍ ‍‌‍​‌‌ ​​‌ ​​​‍‌‍‌‍‍‌‌‍‌​​ ‌​ ​ ‌‍‌​​ ‍​‌‍‌‌​ ‌ ‌‍​‌​ ‌‌‌‍‌​​‍ ‌​ ‌‌‌‍‌​​ ‌‍​ ‌‌​‍ ‌​ ‌​​ ‌‍​ ​ ​ ‍​​‍ ‌​ ‍​‌‍​‌‌‍​‍​ ​‌​‍ ‌​ ‌‌​ ‌​​ ‌​‌‍​‌‌‍​‌‌‍​‌​ ‌​​ ‍​​ ‌ ​ ‍​​ ‌‍​ ​‍​‍‌‍‌ ‌​‌ ‍‌‌ ​​‌‍‌‌​ ‌‌ ​​‌ ​‍‌‍ ‌‍‌​‌ ‌‌‌‍​ ‌ ‌​​‍‌‍‌ ​​‌‍​‌‌ ‌​‌‍‍​​ ‌‌‍‌​‌‍‌‌‌ ​ ‌‍​ ‌ ​‍‌‍‍‌‌ ​​‌ ‌​‌‍‍‌‌‍ ‌‍ ‍​‍‌‌​ ‌‌‌​​‍‌‌ ‌‍‍ ‌‍‌‌‌ ‍‌​‍‌‌​ ​ ‌​‌​​‍‌‌​ ​ ‌​‌​​‍‌‌​ ​‍​ ​‍‌‍‌​‌‍​‌​‍‌‌​ ​‍​ ​‍​‍‌‌​ ‌‌‌​‌​​‍ ‍‌ ‌‍‌‍​‌‌‍ ​‌ ‌‌‌‍‌‌​‍ ‍‌ ‌‍‌‍​‌‌‍ ​‌ ‌‌‌‍‌‌​‍‌‌​ ‌‌‌​​‍‌‌ ‌‍‍ ‌‍‌‌‌ ‍‌​‍‌‌​ ​ ‌​‌​​‍‌‌​ ​ ‌​‌​​‍‌‌​ ​‍​ ​‍​ ​​‌‍‌​​ ‌‌​ ​​​ ​‍​ ​ ‌‍​ ‌‍‌‌‌‍‌‌​ ​​​ ‍‌​ ​ ​‍‌‌​ ​‍​ ​‍​‍‌‌​ ‌‌‌​‌​​‍ ‍‌‍​ ‌‍‍​‌‍‍‌‌‍ ​‌‍‌​‌ ​‍‌‍‌‌‌‍ ‍​‍‌‌​ ‌‌‌​​‍‌‌ ‌‍‍ ‌‍‌‌‌ ‍‌​‍‌‌​ ​ ‌​‌​​‍‌‌​ ​ ‌​‌​​‍‌‌​ ​‍​ ​‍​ ​‍​ ​​‌‍‌‌​ ​ ‌‍​ ​ ‍‌‌‍‌‌‌‍​‌‌‍​‍‌‍‌​​ ​‌‌‍​‌​‍‌‌​ ​‍​ ​‍​‍‌‌​ ‌‌‌​‌​​‍ ‍‌ ‌​‌‍‌‌‌ ‍​‌ ‌​​‍‌‍‌ ​​‌‍‌‌‌ ​‍‌ ​ ‌ ​​‌‍‌‌‌‍​ ‌ ‌​‌‍‍‌‌ ‌‍‌‍‌‌​ ‌‌ ​​‌ ‌‌‌‍​‍‌‍ ​‌‍‍‌‌ ​ ‌‍‍​‌‍‌‌‌‍‌​​‍​‍‌ ‌8.5​​​​‌ ‍ ​‍​‍‌‍ ‌ ​‍‌‍‍‌‌‍‌ ‌‍‍‌‌‍ ‍​‍​‍​ ‍‍​‍​‍‌ ​ ‌‍​‌‌‍ ‍‌‍‍‌‌ ‌​‌ ‍‌​‍ ‍‌‍‍‌‌‍ ​‍​‍​‍ ​​‍​‍‌‍‍​‌ ​‍‌‍‌‌‌‍‌‍​‍​‍​ ‍‍​‍​‍‌‍‍​‌ ‌​‌ ‌​‌ ​​‌ ​ ​ ‍‍​‍ ​‍ ‌‍ ‍‌‍ ‌ ​‍‌‍‌​‌‍‍‌‌‍​ ​‍ ‌‌‍​‍‌‍‍‌‌ ‌​‌‍‌‌‌ ​ ​‍ ‌‌‍‌ ‌ ​‍‌‍ ‌ ‌‌‌ ​​​‍ ‌‌ ​ ‌ ‌​‌ ‌‌‌‍‌​‌‍‍‌‌‍ ​‍ ‍‌ ‌‍‌‍‌‌‌ ​‍‌‍​ ‌‍‌‌‌‍ ​​‍ ‍‌‍​‌‌ ​​‌ ​​​‍ ‌‍‍‌‌‍ ‍‌ ‌​‌‍‌‌‌‍ ‍‌ ‌​​‍ ‌‍‌‌‌‍‌​‌‍‍‌‌ ‌​​‍ ‌‍ ‌‌‍ ‌‍‌​‌‍‌‌​ ‌‌ ​​‌ ​‍‌‍‌‌‌ ​ ‌‍‌‌‌‍ ‍‌ ‌​‌‍​‌‌ ‌​‌‍‍‌‌‍ ‌‍ ‍​ ‍ ‌‍‍‌‌‍‌​​ ‌​ ​ ‌‍‌​​ ‍​‌‍‌‌​ ‌ ‌‍​‌​ ‌‌‌‍‌​​‍ ‌​ ‌‌‌‍‌​​ ‌‍​ ‌‌​‍ ‌​ ‌​​ ‌‍​ ​ ​ ‍​​‍ ‌​ ‍​‌‍​‌‌‍​‍​ ​‌​‍ ‌​ ‌‌​ ‌​​ ‌​‌‍​‌‌‍​‌‌‍​‌​ ‌​​ ‍​​ ‌ ​ ‍​​ ‌‍​ ​‍​ ‍ ‌ ‌​‌ ‍‌‌ ​​‌‍‌‌​ ‌‌ ​​‌ ​‍‌‍ ‌‍‌​‌ ‌‌‌‍​ ‌ ‌​​ ‍ ‌ ​​‌‍​‌‌ ‌​‌‍‍​​ ‌‌‍‌​‌‍‌‌‌ ​ ‌‍​ ‌ ​‍‌‍‍‌‌ ​​‌ ‌​‌‍‍‌‌‍ ‌‍ ‍​‍‌‌​ ‌‌‌​​‍‌‌ ‌‍‍ ‌‍‌‌‌ ‍‌​‍‌‌​ ​ ‌​‌​​‍‌‌​ ​ ‌​‌​​‍‌‌​ ​‍​ ​‍‌‍‌​‌‍​‌​‍‌‌​ ​‍​ ​‍​‍‌‌​ ‌‌‌​‌​​‍ ‍‌ ‌‍‌‍​‌‌‍ ​‌ ‌‌‌‍‌‌​‍ ‍‌ ‌‍‌‍​‌‌‍ ​‌ ‌‌‌‍‌‌​‍‌‌​ ‌‌‌​​‍‌‌ ‌‍‍ ‌‍‌‌‌ ‍‌​‍‌‌​ ​ ‌​‌​​‍‌‌​ ​ ‌​‌​​‍‌‌​ ​‍​ ​‍​ ​​‌‍‌​​ ‌‌​ ​​​ ​‍​ ​ ‌‍​ ‌‍‌‌‌‍‌‌​ ​​​ ‍‌​ ​ ​‍‌‌​ ​‍​ ​‍​‍‌‌​ ‌‌‌​‌​​‍ ‍‌‍​ ‌‍‍​‌‍‍‌‌‍ ​‌‍‌​‌ ​‍‌‍‌‌‌‍ ‍​‍‌‌​ ‌‌‌​​‍‌‌ ‌‍‍ ‌‍‌‌‌ ‍‌​‍‌‌​ ​ ‌​‌​​‍‌‌​ ​ ‌​‌​​‍‌‌​ ​‍​ ​‍​ ​‌​ ‌​​ ‌‍​ ​​‌‍‌‌​ ​‍‌‍‌‌​ ​ ‌‍‌‍​ ​‍‌‍​ ‌‍​‍​‍‌‌​ ​‍​ ​‍​‍‌‌​ ‌‌‌​‌​​‍ ‍‌ ‌​‌‍‌‌‌ ‍​‌ ‌​​ ‌‍​‍‌‍​‌‌ ​ ‌‍‌‌‌‌‌‌‌ ​‍‌‍ ​​ ‌‌‍‍​‌ ‌​‌ ‌​‌ ​​‌ ​ ​‍‌‌​ ​ ‌​​‌​‍‌‌​ ​‍‌​‌‍​‍‌‌​ ​‍‌​‌‍‌‍ ‍‌‍ ‌ ​‍‌‍‌​‌‍‍‌‌‍​ ​‍ ‌‌‍​‍‌‍‍‌‌ ‌​‌‍‌‌‌ ​ ​‍ ‌‌‍‌ ‌ ​‍‌‍ ‌ ‌‌‌ ​​​‍ ‌‌ ​ ‌ ‌​‌ ‌‌‌‍‌​‌‍‍‌‌‍ ​‍ ‍‌ ‌‍‌‍‌‌‌ ​‍‌‍​ ‌‍‌‌‌‍ ​​‍ ‍‌‍​‌‌ ​​‌ ​​​‍‌‍‌‍‍‌‌‍‌​​ ‌​ ​ ‌‍‌​​ ‍​‌‍‌‌​ ‌ ‌‍​‌​ ‌‌‌‍‌​​‍ ‌​ ‌‌‌‍‌​​ ‌‍​ ‌‌​‍ ‌​ ‌​​ ‌‍​ ​ ​ ‍​​‍ ‌​ ‍​‌‍​‌‌‍​‍​ ​‌​‍ ‌​ ‌‌​ ‌​​ ‌​‌‍​‌‌‍​‌‌‍​‌​ ‌​​ ‍​​ ‌ ​ ‍​​ ‌‍​ ​‍​‍‌‍‌ ‌​‌ ‍‌‌ ​​‌‍‌‌​ ‌‌ ​​‌ ​‍‌‍ ‌‍‌​‌ ‌‌‌‍​ ‌ ‌​​‍‌‍‌ ​​‌‍​‌‌ ‌​‌‍‍​​ ‌‌‍‌​‌‍‌‌‌ ​ ‌‍​ ‌ ​‍‌‍‍‌‌ ​​‌ ‌​‌‍‍‌‌‍ ‌‍ ‍​‍‌‌​ ‌‌‌​​‍‌‌ ‌‍‍ ‌‍‌‌‌ ‍‌​‍‌‌​ ​ ‌​‌​​‍‌‌​ ​ ‌​‌​​‍‌‌​ ​‍​ ​‍‌‍‌​‌‍​‌​‍‌‌​ ​‍​ ​‍​‍‌‌​ ‌‌‌​‌​​‍ ‍‌ ‌‍‌‍​‌‌‍ ​‌ ‌‌‌‍‌‌​‍ ‍‌ ‌‍‌‍​‌‌‍ ​‌ ‌‌‌‍‌‌​‍‌‌​ ‌‌‌​​‍‌‌ ‌‍‍ ‌‍‌‌‌ ‍‌​‍‌‌​ ​ ‌​‌​​‍‌‌​ ​ ‌​‌​​‍‌‌​ ​‍​ ​‍​ ​​‌‍‌​​ ‌‌​ ​​​ ​‍​ ​ ‌‍​ ‌‍‌‌‌‍‌‌​ ​​​ ‍‌​ ​ ​‍‌‌​ ​‍​ ​‍​‍‌‌​ ‌‌‌​‌​​‍ ‍‌‍​ ‌‍‍​‌‍‍‌‌‍ ​‌‍‌​‌ ​‍‌‍‌‌‌‍ ‍​‍‌‌​ ‌‌‌​​‍‌‌ ‌‍‍ ‌‍‌‌‌ ‍‌​‍‌‌​ ​ ‌​‌​​‍‌‌​ ​ ‌​‌​​‍‌‌​ ​‍​ ​‍​ ​‌​ ‌​​ ‌‍​ ​​‌‍‌‌​ ​‍‌‍‌‌​ ​ ‌‍‌‍​ ​‍‌‍​ ‌‍​‍​‍‌‌​ ​‍​ ​‍​‍‌‌​ ‌‌‌​‌​​‍ ‍‌ ‌​‌‍‌‌‌ ‍​‌ ‌​​‍‌‍‌ ​​‌‍‌‌‌ ​‍‌ ​ ‌ ​​‌‍‌‌‌‍​ ‌ ‌​‌‍‍‌‌ ‌‍‌‍‌‌​ ‌‌ ​​‌ ‌‌‌‍​‍‌‍ ​‌‍‍‌‌ ​ ‌‍‍​‌‍‌‌‌‍‌​​‍​‍‌ ‌
Protein (g)​​​​‌ ‍ ​‍​‍‌‍ ‌ ​‍‌‍‍‌‌‍‌ ‌‍‍‌‌‍ ‍​‍​‍​ ‍‍​‍​‍‌ ​ ‌‍​‌‌‍ ‍‌‍‍‌‌ ‌​‌ ‍‌​‍ ‍‌‍‍‌‌‍ ​‍​‍​‍ ​​‍​‍‌‍‍​‌ ​‍‌‍‌‌‌‍‌‍​‍​‍​ ‍‍​‍​‍‌‍‍​‌ ‌​‌ ‌​‌ ​​‌ ​ ​ ‍‍​‍ ​‍ ‌‍ ‍‌‍ ‌ ​‍‌‍‌​‌‍‍‌‌‍​ ​‍ ‌‌‍​‍‌‍‍‌‌ ‌​‌‍‌‌‌ ​ ​‍ ‌‌‍‌ ‌ ​‍‌‍ ‌ ‌‌‌ ​​​‍ ‌‌ ​ ‌ ‌​‌ ‌‌‌‍‌​‌‍‍‌‌‍ ​‍ ‍‌ ‌‍‌‍‌‌‌ ​‍‌‍​ ‌‍‌‌‌‍ ​​‍ ‍‌‍​‌‌ ​​‌ ​​​‍ ‌‍‍‌‌‍ ‍‌ ‌​‌‍‌‌‌‍ ‍‌ ‌​​‍ ‌‍‌‌‌‍‌​‌‍‍‌‌ ‌​​‍ ‌‍ ‌‌‍ ‌‍‌​‌‍‌‌​ ‌‌ ​​‌ ​‍‌‍‌‌‌ ​ ‌‍‌‌‌‍ ‍‌ ‌​‌‍​‌‌ ‌​‌‍‍‌‌‍ ‌‍ ‍​ ‍ ‌‍‍‌‌‍‌​​ ‌​ ​ ‌‍‌​​ ‍​‌‍‌‌​ ‌ ‌‍​‌​ ‌‌‌‍‌​​‍ ‌​ ‌‌‌‍‌​​ ‌‍​ ‌‌​‍ ‌​ ‌​​ ‌‍​ ​ ​ ‍​​‍ ‌​ ‍​‌‍​‌‌‍​‍​ ​‌​‍ ‌​ ‌‌​ ‌​​ ‌​‌‍​‌‌‍​‌‌‍​‌​ ‌​​ ‍​​ ‌ ​ ‍​​ ‌‍​ ​‍​ ‍ ‌ ‌​‌ ‍‌‌ ​​‌‍‌‌​ ‌‌ ​​‌ ​‍‌‍ ‌‍‌​‌ ‌‌‌‍​ ‌ ‌​​ ‍ ‌ ​​‌‍​‌‌ ‌​‌‍‍​​ ‌‌‍‌​‌‍‌‌‌ ​ ‌‍​ ‌ ​‍‌‍‍‌‌ ​​‌ ‌​‌‍‍‌‌‍ ‌‍ ‍​‍‌‌​ ‌‌‌​​‍‌‌ ‌‍‍ ‌‍‌‌‌ ‍‌​‍‌‌​ ​ ‌​‌​​‍‌‌​ ​ ‌​‌​​‍‌‌​ ​‍​ ​‍‌‍‌​‌‍​‌​‍‌‌​ ​‍​ ​‍​‍‌‌​ ‌‌‌​‌​​‍ ‍‌ ‌‍‌‍​‌‌‍ ​‌ ‌‌‌‍‌‌​‍ ‍‌ ‌‍‌‍​‌‌‍ ​‌ ‌‌‌‍‌‌​‍‌‌​ ‌‌‌​​‍‌‌ ‌‍‍ ‌‍‌‌‌ ‍‌​‍‌‌​ ​ ‌​‌​​‍‌‌​ ​ ‌​‌​​‍‌‌​ ​‍​ ​‍​ ‌ ‌‍‌‍‌‍‌‍​ ​‍​ ​‌​ ‌‍​ ​ ‌‍​ ​ ​ ‌‍‌‍​ ​​‌‍‌​​‍‌‌​ ​‍​ ​‍​‍‌‌​ ‌‌‌​‌​​‍ ‍‌‍​ ‌‍‍​‌‍‍‌‌‍ ​‌‍‌​‌ ​‍‌‍‌‌‌‍ ‍​‍‌‌​ ‌‌‌​​‍‌‌ ‌‍‍ ‌‍‌‌‌ ‍‌​‍‌‌​ ​ ‌​‌​​‍‌‌​ ​ ‌​‌​​‍‌‌​ ​‍​ ​‍​ ​ ‌‍​‍​ ​‍​ ​​​ ‍‌‌‍‌​​ ​‌​ ​‍​ ‌‍‌‍​ ​ ‌‌‌‍​‌​‍‌‌​ ​‍​ ​‍​‍‌‌​ ‌‌‌​‌​​‍ ‍‌ ‌​‌‍‌‌‌ ‍​‌ ‌​​ ‌‍​‍‌‍​‌‌ ​ ‌‍‌‌‌‌‌‌‌ ​‍‌‍ ​​ ‌‌‍‍​‌ ‌​‌ ‌​‌ ​​‌ ​ ​‍‌‌​ ​ ‌​​‌​‍‌‌​ ​‍‌​‌‍​‍‌‌​ ​‍‌​‌‍‌‍ ‍‌‍ ‌ ​‍‌‍‌​‌‍‍‌‌‍​ ​‍ ‌‌‍​‍‌‍‍‌‌ ‌​‌‍‌‌‌ ​ ​‍ ‌‌‍‌ ‌ ​‍‌‍ ‌ ‌‌‌ ​​​‍ ‌‌ ​ ‌ ‌​‌ ‌‌‌‍‌​‌‍‍‌‌‍ ​‍ ‍‌ ‌‍‌‍‌‌‌ ​‍‌‍​ ‌‍‌‌‌‍ ​​‍ ‍‌‍​‌‌ ​​‌ ​​​‍‌‍‌‍‍‌‌‍‌​​ ‌​ ​ ‌‍‌​​ ‍​‌‍‌‌​ ‌ ‌‍​‌​ ‌‌‌‍‌​​‍ ‌​ ‌‌‌‍‌​​ ‌‍​ ‌‌​‍ ‌​ ‌​​ ‌‍​ ​ ​ ‍​​‍ ‌​ ‍​‌‍​‌‌‍​‍​ ​‌​‍ ‌​ ‌‌​ ‌​​ ‌​‌‍​‌‌‍​‌‌‍​‌​ ‌​​ ‍​​ ‌ ​ ‍​​ ‌‍​ ​‍​‍‌‍‌ ‌​‌ ‍‌‌ ​​‌‍‌‌​ ‌‌ ​​‌ ​‍‌‍ ‌‍‌​‌ ‌‌‌‍​ ‌ ‌​​‍‌‍‌ ​​‌‍​‌‌ ‌​‌‍‍​​ ‌‌‍‌​‌‍‌‌‌ ​ ‌‍​ ‌ ​‍‌‍‍‌‌ ​​‌ ‌​‌‍‍‌‌‍ ‌‍ ‍​‍‌‌​ ‌‌‌​​‍‌‌ ‌‍‍ ‌‍‌‌‌ ‍‌​‍‌‌​ ​ ‌​‌​​‍‌‌​ ​ ‌​‌​​‍‌‌​ ​‍​ ​‍‌‍‌​‌‍​‌​‍‌‌​ ​‍​ ​‍​‍‌‌​ ‌‌‌​‌​​‍ ‍‌ ‌‍‌‍​‌‌‍ ​‌ ‌‌‌‍‌‌​‍ ‍‌ ‌‍‌‍​‌‌‍ ​‌ ‌‌‌‍‌‌​‍‌‌​ ‌‌‌​​‍‌‌ ‌‍‍ ‌‍‌‌‌ ‍‌​‍‌‌​ ​ ‌​‌​​‍‌‌​ ​ ‌​‌​​‍‌‌​ ​‍​ ​‍​ ‌ ‌‍‌‍‌‍‌‍​ ​‍​ ​‌​ ‌‍​ ​ ‌‍​ ​ ​ ‌‍‌‍​ ​​‌‍‌​​‍‌‌​ ​‍​ ​‍​‍‌‌​ ‌‌‌​‌​​‍ ‍‌‍​ ‌‍‍​‌‍‍‌‌‍ ​‌‍‌​‌ ​‍‌‍‌‌‌‍ ‍​‍‌‌​ ‌‌‌​​‍‌‌ ‌‍‍ ‌‍‌‌‌ ‍‌​‍‌‌​ ​ ‌​‌​​‍‌‌​ ​ ‌​‌​​‍‌‌​ ​‍​ ​‍​ ​ ‌‍​‍​ ​‍​ ​​​ ‍‌‌‍‌​​ ​‌​ ​‍​ ‌‍‌‍​ ​ ‌‌‌‍​‌​‍‌‌​ ​‍​ ​‍​‍‌‌​ ‌‌‌​‌​​‍ ‍‌ ‌​‌‍‌‌‌ ‍​‌ ‌​​‍‌‍‌ ​​‌‍‌‌‌ ​‍‌ ​ ‌ ​​‌‍‌‌‌‍​ ‌ ‌​‌‍‍‌‌ ‌‍‌‍‌‌​ ‌‌ ​​‌ ‌‌‌‍​‍‌‍ ​‌‍‍‌‌ ​ ‌‍‍​‌‍‌‌‌‍‌​​‍​‍‌ ‌31​​​​‌ ‍ ​‍​‍‌‍ ‌ ​‍‌‍‍‌‌‍‌ ‌‍‍‌‌‍ ‍​‍​‍​ ‍‍​‍​‍‌ ​ ‌‍​‌‌‍ ‍‌‍‍‌‌ ‌​‌ ‍‌​‍ ‍‌‍‍‌‌‍ ​‍​‍​‍ ​​‍​‍‌‍‍​‌ ​‍‌‍‌‌‌‍‌‍​‍​‍​ ‍‍​‍​‍‌‍‍​‌ ‌​‌ ‌​‌ ​​‌ ​ ​ ‍‍​‍ ​‍ ‌‍ ‍‌‍ ‌ ​‍‌‍‌​‌‍‍‌‌‍​ ​‍ ‌‌‍​‍‌‍‍‌‌ ‌​‌‍‌‌‌ ​ ​‍ ‌‌‍‌ ‌ ​‍‌‍ ‌ ‌‌‌ ​​​‍ ‌‌ ​ ‌ ‌​‌ ‌‌‌‍‌​‌‍‍‌‌‍ ​‍ ‍‌ ‌‍‌‍‌‌‌ ​‍‌‍​ ‌‍‌‌‌‍ ​​‍ ‍‌‍​‌‌ ​​‌ ​​​‍ ‌‍‍‌‌‍ ‍‌ ‌​‌‍‌‌‌‍ ‍‌ ‌​​‍ ‌‍‌‌‌‍‌​‌‍‍‌‌ ‌​​‍ ‌‍ ‌‌‍ ‌‍‌​‌‍‌‌​ ‌‌ ​​‌ ​‍‌‍‌‌‌ ​ ‌‍‌‌‌‍ ‍‌ ‌​‌‍​‌‌ ‌​‌‍‍‌‌‍ ‌‍ ‍​ ‍ ‌‍‍‌‌‍‌​​ ‌​ ​ ‌‍‌​​ ‍​‌‍‌‌​ ‌ ‌‍​‌​ ‌‌‌‍‌​​‍ ‌​ ‌‌‌‍‌​​ ‌‍​ ‌‌​‍ ‌​ ‌​​ ‌‍​ ​ ​ ‍​​‍ ‌​ ‍​‌‍​‌‌‍​‍​ ​‌​‍ ‌​ ‌‌​ ‌​​ ‌​‌‍​‌‌‍​‌‌‍​‌​ ‌​​ ‍​​ ‌ ​ ‍​​ ‌‍​ ​‍​ ‍ ‌ ‌​‌ ‍‌‌ ​​‌‍‌‌​ ‌‌ ​​‌ ​‍‌‍ ‌‍‌​‌ ‌‌‌‍​ ‌ ‌​​ ‍ ‌ ​​‌‍​‌‌ ‌​‌‍‍​​ ‌‌‍‌​‌‍‌‌‌ ​ ‌‍​ ‌ ​‍‌‍‍‌‌ ​​‌ ‌​‌‍‍‌‌‍ ‌‍ ‍​‍‌‌​ ‌‌‌​​‍‌‌ ‌‍‍ ‌‍‌‌‌ ‍‌​‍‌‌​ ​ ‌​‌​​‍‌‌​ ​ ‌​‌​​‍‌‌​ ​‍​ ​‍‌‍‌​‌‍​‌​‍‌‌​ ​‍​ ​‍​‍‌‌​ ‌‌‌​‌​​‍ ‍‌ ‌‍‌‍​‌‌‍ ​‌ ‌‌‌‍‌‌​‍ ‍‌ ‌‍‌‍​‌‌‍ ​‌ ‌‌‌‍‌‌​‍‌‌​ ‌‌‌​​‍‌‌ ‌‍‍ ‌‍‌‌‌ ‍‌​‍‌‌​ ​ ‌​‌​​‍‌‌​ ​ ‌​‌​​‍‌‌​ ​‍​ ​‍​ ‌ ‌‍‌‍‌‍‌‍​ ​‍​ ​‌​ ‌‍​ ​ ‌‍​ ​ ​ ‌‍‌‍​ ​​‌‍‌​​‍‌‌​ ​‍​ ​‍​‍‌‌​ ‌‌‌​‌​​‍ ‍‌‍​ ‌‍‍​‌‍‍‌‌‍ ​‌‍‌​‌ ​‍‌‍‌‌‌‍ ‍​‍‌‌​ ‌‌‌​​‍‌‌ ‌‍‍ ‌‍‌‌‌ ‍‌​‍‌‌​ ​ ‌​‌​​‍‌‌​ ​ ‌​‌​​‍‌‌​ ​‍​ ​‍‌‍​ ‌‍‌‍​ ​​​ ‍​‌‍​ ​ ‍​‌‍‌​‌‍‌‍‌‍​ ​ ‍‌​ ‍‌‌‍‌‌​‍‌‌​ ​‍​ ​‍​‍‌‌​ ‌‌‌​‌​​‍ ‍‌ ‌​‌‍‌‌‌ ‍​‌ ‌​​ ‌‍​‍‌‍​‌‌ ​ ‌‍‌‌‌‌‌‌‌ ​‍‌‍ ​​ ‌‌‍‍​‌ ‌​‌ ‌​‌ ​​‌ ​ ​‍‌‌​ ​ ‌​​‌​‍‌‌​ ​‍‌​‌‍​‍‌‌​ ​‍‌​‌‍‌‍ ‍‌‍ ‌ ​‍‌‍‌​‌‍‍‌‌‍​ ​‍ ‌‌‍​‍‌‍‍‌‌ ‌​‌‍‌‌‌ ​ ​‍ ‌‌‍‌ ‌ ​‍‌‍ ‌ ‌‌‌ ​​​‍ ‌‌ ​ ‌ ‌​‌ ‌‌‌‍‌​‌‍‍‌‌‍ ​‍ ‍‌ ‌‍‌‍‌‌‌ ​‍‌‍​ ‌‍‌‌‌‍ ​​‍ ‍‌‍​‌‌ ​​‌ ​​​‍‌‍‌‍‍‌‌‍‌​​ ‌​ ​ ‌‍‌​​ ‍​‌‍‌‌​ ‌ ‌‍​‌​ ‌‌‌‍‌​​‍ ‌​ ‌‌‌‍‌​​ ‌‍​ ‌‌​‍ ‌​ ‌​​ ‌‍​ ​ ​ ‍​​‍ ‌​ ‍​‌‍​‌‌‍​‍​ ​‌​‍ ‌​ ‌‌​ ‌​​ ‌​‌‍​‌‌‍​‌‌‍​‌​ ‌​​ ‍​​ ‌ ​ ‍​​ ‌‍​ ​‍​‍‌‍‌ ‌​‌ ‍‌‌ ​​‌‍‌‌​ ‌‌ ​​‌ ​‍‌‍ ‌‍‌​‌ ‌‌‌‍​ ‌ ‌​​‍‌‍‌ ​​‌‍​‌‌ ‌​‌‍‍​​ ‌‌‍‌​‌‍‌‌‌ ​ ‌‍​ ‌ ​‍‌‍‍‌‌ ​​‌ ‌​‌‍‍‌‌‍ ‌‍ ‍​‍‌‌​ ‌‌‌​​‍‌‌ ‌‍‍ ‌‍‌‌‌ ‍‌​‍‌‌​ ​ ‌​‌​​‍‌‌​ ​ ‌​‌​​‍‌‌​ ​‍​ ​‍‌‍‌​‌‍​‌​‍‌‌​ ​‍​ ​‍​‍‌‌​ ‌‌‌​‌​​‍ ‍‌ ‌‍‌‍​‌‌‍ ​‌ ‌‌‌‍‌‌​‍ ‍‌ ‌‍‌‍​‌‌‍ ​‌ ‌‌‌‍‌‌​‍‌‌​ ‌‌‌​​‍‌‌ ‌‍‍ ‌‍‌‌‌ ‍‌​‍‌‌​ ​ ‌​‌​​‍‌‌​ ​ ‌​‌​​‍‌‌​ ​‍​ ​‍​ ‌ ‌‍‌‍‌‍‌‍​ ​‍​ ​‌​ ‌‍​ ​ ‌‍​ ​ ​ ‌‍‌‍​ ​​‌‍‌​​‍‌‌​ ​‍​ ​‍​‍‌‌​ ‌‌‌​‌​​‍ ‍‌‍​ ‌‍‍​‌‍‍‌‌‍ ​‌‍‌​‌ ​‍‌‍‌‌‌‍ ‍​‍‌‌​ ‌‌‌​​‍‌‌ ‌‍‍ ‌‍‌‌‌ ‍‌​‍‌‌​ ​ ‌​‌​​‍‌‌​ ​ ‌​‌​​‍‌‌​ ​‍​ ​‍‌‍​ ‌‍‌‍​ ​​​ ‍​‌‍​ ​ ‍​‌‍‌​‌‍‌‍‌‍​ ​ ‍‌​ ‍‌‌‍‌‌​‍‌‌​ ​‍​ ​‍​‍‌‌​ ‌‌‌​‌​​‍ ‍‌ ‌​‌‍‌‌‌ ‍​‌ ‌​​‍‌‍‌ ​​‌‍‌‌‌ ​‍‌ ​ ‌ ​​‌‍‌‌‌‍​ ‌ ‌​‌‍‍‌‌ ‌‍‌‍‌‌​ ‌‌ ​​‌ ‌‌‌‍​‍‌‍ ​‌‍‍‌‌ ​ ‌‍‍​‌‍‌‌‌‍‌​​‍​‍‌ ‌
Salt (g)​​​​‌ ‍ ​‍​‍‌‍ ‌ ​‍‌‍‍‌‌‍‌ ‌‍‍‌‌‍ ‍​‍​‍​ ‍‍​‍​‍‌ ​ ‌‍​‌‌‍ ‍‌‍‍‌‌ ‌​‌ ‍‌​‍ ‍‌‍‍‌‌‍ ​‍​‍​‍ ​​‍​‍‌‍‍​‌ ​‍‌‍‌‌‌‍‌‍​‍​‍​ ‍‍​‍​‍‌‍‍​‌ ‌​‌ ‌​‌ ​​‌ ​ ​ ‍‍​‍ ​‍ ‌‍ ‍‌‍ ‌ ​‍‌‍‌​‌‍‍‌‌‍​ ​‍ ‌‌‍​‍‌‍‍‌‌ ‌​‌‍‌‌‌ ​ ​‍ ‌‌‍‌ ‌ ​‍‌‍ ‌ ‌‌‌ ​​​‍ ‌‌ ​ ‌ ‌​‌ ‌‌‌‍‌​‌‍‍‌‌‍ ​‍ ‍‌ ‌‍‌‍‌‌‌ ​‍‌‍​ ‌‍‌‌‌‍ ​​‍ ‍‌‍​‌‌ ​​‌ ​​​‍ ‌‍‍‌‌‍ ‍‌ ‌​‌‍‌‌‌‍ ‍‌ ‌​​‍ ‌‍‌‌‌‍‌​‌‍‍‌‌ ‌​​‍ ‌‍ ‌‌‍ ‌‍‌​‌‍‌‌​ ‌‌ ​​‌ ​‍‌‍‌‌‌ ​ ‌‍‌‌‌‍ ‍‌ ‌​‌‍​‌‌ ‌​‌‍‍‌‌‍ ‌‍ ‍​ ‍ ‌‍‍‌‌‍‌​​ ‌​ ​ ‌‍‌​​ ‍​‌‍‌‌​ ‌ ‌‍​‌​ ‌‌‌‍‌​​‍ ‌​ ‌‌‌‍‌​​ ‌‍​ ‌‌​‍ ‌​ ‌​​ ‌‍​ ​ ​ ‍​​‍ ‌​ ‍​‌‍​‌‌‍​‍​ ​‌​‍ ‌​ ‌‌​ ‌​​ ‌​‌‍​‌‌‍​‌‌‍​‌​ ‌​​ ‍​​ ‌ ​ ‍​​ ‌‍​ ​‍​ ‍ ‌ ‌​‌ ‍‌‌ ​​‌‍‌‌​ ‌‌ ​​‌ ​‍‌‍ ‌‍‌​‌ ‌‌‌‍​ ‌ ‌​​ ‍ ‌ ​​‌‍​‌‌ ‌​‌‍‍​​ ‌‌‍‌​‌‍‌‌‌ ​ ‌‍​ ‌ ​‍‌‍‍‌‌ ​​‌ ‌​‌‍‍‌‌‍ ‌‍ ‍​‍‌‌​ ‌‌‌​​‍‌‌ ‌‍‍ ‌‍‌‌‌ ‍‌​‍‌‌​ ​ ‌​‌​​‍‌‌​ ​ ‌​‌​​‍‌‌​ ​‍​ ​‍‌‍‌​‌‍​‌​‍‌‌​ ​‍​ ​‍​‍‌‌​ ‌‌‌​‌​​‍ ‍‌ ‌‍‌‍​‌‌‍ ​‌ ‌‌‌‍‌‌​‍ ‍‌ ‌‍‌‍​‌‌‍ ​‌ ‌‌‌‍‌‌​‍‌‌​ ‌‌‌​​‍‌‌ ‌‍‍ ‌‍‌‌‌ ‍‌​‍‌‌​ ​ ‌​‌​​‍‌‌​ ​ ‌​‌​​‍‌‌​ ​‍​ ​‍​ ​‍​ ‍‌​ ‌‍​ ‍​‌‍‌‌‌‍​‍​ ​‍​ ‌‍​ ‌​​ ​‌​ ‌‌‌‍​‍​‍‌‌​ ​‍​ ​‍​‍‌‌​ ‌‌‌​‌​​‍ ‍‌‍​ ‌‍‍​‌‍‍‌‌‍ ​‌‍‌​‌ ​‍‌‍‌‌‌‍ ‍​‍‌‌​ ‌‌‌​​‍‌‌ ‌‍‍ ‌‍‌‌‌ ‍‌​‍‌‌​ ​ ‌​‌​​‍‌‌​ ​ ‌​‌​​‍‌‌​ ​‍​ ​‍​ ‍​​ ‍‌‌‍​‌‌‍​‌​ ‍‌​ ​​‌‍‌‍‌‍​‍​ ‍​​ ‍‌​ ‍​​ ​‌​‍‌‌​ ​‍​ ​‍​‍‌‌​ ‌‌‌​‌​​‍ ‍‌ ‌​‌‍‌‌‌ ‍​‌ ‌​​ ‌‍​‍‌‍​‌‌ ​ ‌‍‌‌‌‌‌‌‌ ​‍‌‍ ​​ ‌‌‍‍​‌ ‌​‌ ‌​‌ ​​‌ ​ ​‍‌‌​ ​ ‌​​‌​‍‌‌​ ​‍‌​‌‍​‍‌‌​ ​‍‌​‌‍‌‍ ‍‌‍ ‌ ​‍‌‍‌​‌‍‍‌‌‍​ ​‍ ‌‌‍​‍‌‍‍‌‌ ‌​‌‍‌‌‌ ​ ​‍ ‌‌‍‌ ‌ ​‍‌‍ ‌ ‌‌‌ ​​​‍ ‌‌ ​ ‌ ‌​‌ ‌‌‌‍‌​‌‍‍‌‌‍ ​‍ ‍‌ ‌‍‌‍‌‌‌ ​‍‌‍​ ‌‍‌‌‌‍ ​​‍ ‍‌‍​‌‌ ​​‌ ​​​‍‌‍‌‍‍‌‌‍‌​​ ‌​ ​ ‌‍‌​​ ‍​‌‍‌‌​ ‌ ‌‍​‌​ ‌‌‌‍‌​​‍ ‌​ ‌‌‌‍‌​​ ‌‍​ ‌‌​‍ ‌​ ‌​​ ‌‍​ ​ ​ ‍​​‍ ‌​ ‍​‌‍​‌‌‍​‍​ ​‌​‍ ‌​ ‌‌​ ‌​​ ‌​‌‍​‌‌‍​‌‌‍​‌​ ‌​​ ‍​​ ‌ ​ ‍​​ ‌‍​ ​‍​‍‌‍‌ ‌​‌ ‍‌‌ ​​‌‍‌‌​ ‌‌ ​​‌ ​‍‌‍ ‌‍‌​‌ ‌‌‌‍​ ‌ ‌​​‍‌‍‌ ​​‌‍​‌‌ ‌​‌‍‍​​ ‌‌‍‌​‌‍‌‌‌ ​ ‌‍​ ‌ ​‍‌‍‍‌‌ ​​‌ ‌​‌‍‍‌‌‍ ‌‍ ‍​‍‌‌​ ‌‌‌​​‍‌‌ ‌‍‍ ‌‍‌‌‌ ‍‌​‍‌‌​ ​ ‌​‌​​‍‌‌​ ​ ‌​‌​​‍‌‌​ ​‍​ ​‍‌‍‌​‌‍​‌​‍‌‌​ ​‍​ ​‍​‍‌‌​ ‌‌‌​‌​​‍ ‍‌ ‌‍‌‍​‌‌‍ ​‌ ‌‌‌‍‌‌​‍ ‍‌ ‌‍‌‍​‌‌‍ ​‌ ‌‌‌‍‌‌​‍‌‌​ ‌‌‌​​‍‌‌ ‌‍‍ ‌‍‌‌‌ ‍‌​‍‌‌​ ​ ‌​‌​​‍‌‌​ ​ ‌​‌​​‍‌‌​ ​‍​ ​‍​ ​‍​ ‍‌​ ‌‍​ ‍​‌‍‌‌‌‍​‍​ ​‍​ ‌‍​ ‌​​ ​‌​ ‌‌‌‍​‍​‍‌‌​ ​‍​ ​‍​‍‌‌​ ‌‌‌​‌​​‍ ‍‌‍​ ‌‍‍​‌‍‍‌‌‍ ​‌‍‌​‌ ​‍‌‍‌‌‌‍ ‍​‍‌‌​ ‌‌‌​​‍‌‌ ‌‍‍ ‌‍‌‌‌ ‍‌​‍‌‌​ ​ ‌​‌​​‍‌‌​ ​ ‌​‌​​‍‌‌​ ​‍​ ​‍​ ‍​​ ‍‌‌‍​‌‌‍​‌​ ‍‌​ ​​‌‍‌‍‌‍​‍​ ‍​​ ‍‌​ ‍​​ ​‌​‍‌‌​ ​‍​ ​‍​‍‌‌​ ‌‌‌​‌​​‍ ‍‌ ‌​‌‍‌‌‌ ‍​‌ ‌​​‍‌‍‌ ​​‌‍‌‌‌ ​‍‌ ​ ‌ ​​‌‍‌‌‌‍​ ‌ ‌​‌‍‍‌‌ ‌‍‌‍‌‌​ ‌‌ ​​‌ ‌‌‌‍​‍‌‍ ​‌‍‍‌‌ ​ ‌‍‍​‌‍‌‌‌‍‌​​‍​‍‌ ‌3.4​​​​‌ ‍ ​‍​‍‌‍ ‌ ​‍‌‍‍‌‌‍‌ ‌‍‍‌‌‍ ‍​‍​‍​ ‍‍​‍​‍‌ ​ ‌‍​‌‌‍ ‍‌‍‍‌‌ ‌​‌ ‍‌​‍ ‍‌‍‍‌‌‍ ​‍​‍​‍ ​​‍​‍‌‍‍​‌ ​‍‌‍‌‌‌‍‌‍​‍​‍​ ‍‍​‍​‍‌‍‍​‌ ‌​‌ ‌​‌ ​​‌ ​ ​ ‍‍​‍ ​‍ ‌‍ ‍‌‍ ‌ ​‍‌‍‌​‌‍‍‌‌‍​ ​‍ ‌‌‍​‍‌‍‍‌‌ ‌​‌‍‌‌‌ ​ ​‍ ‌‌‍‌ ‌ ​‍‌‍ ‌ ‌‌‌ ​​​‍ ‌‌ ​ ‌ ‌​‌ ‌‌‌‍‌​‌‍‍‌‌‍ ​‍ ‍‌ ‌‍‌‍‌‌‌ ​‍‌‍​ ‌‍‌‌‌‍ ​​‍ ‍‌‍​‌‌ ​​‌ ​​​‍ ‌‍‍‌‌‍ ‍‌ ‌​‌‍‌‌‌‍ ‍‌ ‌​​‍ ‌‍‌‌‌‍‌​‌‍‍‌‌ ‌​​‍ ‌‍ ‌‌‍ ‌‍‌​‌‍‌‌​ ‌‌ ​​‌ ​‍‌‍‌‌‌ ​ ‌‍‌‌‌‍ ‍‌ ‌​‌‍​‌‌ ‌​‌‍‍‌‌‍ ‌‍ ‍​ ‍ ‌‍‍‌‌‍‌​​ ‌​ ​ ‌‍‌​​ ‍​‌‍‌‌​ ‌ ‌‍​‌​ ‌‌‌‍‌​​‍ ‌​ ‌‌‌‍‌​​ ‌‍​ ‌‌​‍ ‌​ ‌​​ ‌‍​ ​ ​ ‍​​‍ ‌​ ‍​‌‍​‌‌‍​‍​ ​‌​‍ ‌​ ‌‌​ ‌​​ ‌​‌‍​‌‌‍​‌‌‍​‌​ ‌​​ ‍​​ ‌ ​ ‍​​ ‌‍​ ​‍​ ‍ ‌ ‌​‌ ‍‌‌ ​​‌‍‌‌​ ‌‌ ​​‌ ​‍‌‍ ‌‍‌​‌ ‌‌‌‍​ ‌ ‌​​ ‍ ‌ ​​‌‍​‌‌ ‌​‌‍‍​​ ‌‌‍‌​‌‍‌‌‌ ​ ‌‍​ ‌ ​‍‌‍‍‌‌ ​​‌ ‌​‌‍‍‌‌‍ ‌‍ ‍​‍‌‌​ ‌‌‌​​‍‌‌ ‌‍‍ ‌‍‌‌‌ ‍‌​‍‌‌​ ​ ‌​‌​​‍‌‌​ ​ ‌​‌​​‍‌‌​ ​‍​ ​‍‌‍‌​‌‍​‌​‍‌‌​ ​‍​ ​‍​‍‌‌​ ‌‌‌​‌​​‍ ‍‌ ‌‍‌‍​‌‌‍ ​‌ ‌‌‌‍‌‌​‍ ‍‌ ‌‍‌‍​‌‌‍ ​‌ ‌‌‌‍‌‌​‍‌‌​ ‌‌‌​​‍‌‌ ‌‍‍ ‌‍‌‌‌ ‍‌​‍‌‌​ ​ ‌​‌​​‍‌‌​ ​ ‌​‌​​‍‌‌​ ​‍​ ​‍​ ​‍​ ‍‌​ ‌‍​ ‍​‌‍‌‌‌‍​‍​ ​‍​ ‌‍​ ‌​​ ​‌​ ‌‌‌‍​‍​‍‌‌​ ​‍​ ​‍​‍‌‌​ ‌‌‌​‌​​‍ ‍‌‍​ ‌‍‍​‌‍‍‌‌‍ ​‌‍‌​‌ ​‍‌‍‌‌‌‍ ‍​‍‌‌​ ‌‌‌​​‍‌‌ ‌‍‍ ‌‍‌‌‌ ‍‌​‍‌‌​ ​ ‌​‌​​‍‌‌​ ​ ‌​‌​​‍‌‌​ ​‍​ ​‍​ ‌ ​ ‌‌‌‍‌‍‌‍​‍​ ​‍​ ​​​ ‌‍‌‍​‌‌‍‌‍​ ‌‍​ ​‍​ ‌​​‍‌‌​ ​‍​ ​‍​‍‌‌​ ‌‌‌​‌​​‍ ‍‌ ‌​‌‍‌‌‌ ‍​‌ ‌​​ ‌‍​‍‌‍​‌‌ ​ ‌‍‌‌‌‌‌‌‌ ​‍‌‍ ​​ ‌‌‍‍​‌ ‌​‌ ‌​‌ ​​‌ ​ ​‍‌‌​ ​ ‌​​‌​‍‌‌​ ​‍‌​‌‍​‍‌‌​ ​‍‌​‌‍‌‍ ‍‌‍ ‌ ​‍‌‍‌​‌‍‍‌‌‍​ ​‍ ‌‌‍​‍‌‍‍‌‌ ‌​‌‍‌‌‌ ​ ​‍ ‌‌‍‌ ‌ ​‍‌‍ ‌ ‌‌‌ ​​​‍ ‌‌ ​ ‌ ‌​‌ ‌‌‌‍‌​‌‍‍‌‌‍ ​‍ ‍‌ ‌‍‌‍‌‌‌ ​‍‌‍​ ‌‍‌‌‌‍ ​​‍ ‍‌‍​‌‌ ​​‌ ​​​‍‌‍‌‍‍‌‌‍‌​​ ‌​ ​ ‌‍‌​​ ‍​‌‍‌‌​ ‌ ‌‍​‌​ ‌‌‌‍‌​​‍ ‌​ ‌‌‌‍‌​​ ‌‍​ ‌‌​‍ ‌​ ‌​​ ‌‍​ ​ ​ ‍​​‍ ‌​ ‍​‌‍​‌‌‍​‍​ ​‌​‍ ‌​ ‌‌​ ‌​​ ‌​‌‍​‌‌‍​‌‌‍​‌​ ‌​​ ‍​​ ‌ ​ ‍​​ ‌‍​ ​‍​‍‌‍‌ ‌​‌ ‍‌‌ ​​‌‍‌‌​ ‌‌ ​​‌ ​‍‌‍ ‌‍‌​‌ ‌‌‌‍​ ‌ ‌​​‍‌‍‌ ​​‌‍​‌‌ ‌​‌‍‍​​ ‌‌‍‌​‌‍‌‌‌ ​ ‌‍​ ‌ ​‍‌‍‍‌‌ ​​‌ ‌​‌‍‍‌‌‍ ‌‍ ‍​‍‌‌​ ‌‌‌​​‍‌‌ ‌‍‍ ‌‍‌‌‌ ‍‌​‍‌‌​ ​ ‌​‌​​‍‌‌​ ​ ‌​‌​​‍‌‌​ ​‍​ ​‍‌‍‌​‌‍​‌​‍‌‌​ ​‍​ ​‍​‍‌‌​ ‌‌‌​‌​​‍ ‍‌ ‌‍‌‍​‌‌‍ ​‌ ‌‌‌‍‌‌​‍ ‍‌ ‌‍‌‍​‌‌‍ ​‌ ‌‌‌‍‌‌​‍‌‌​ ‌‌‌​​‍‌‌ ‌‍‍ ‌‍‌‌‌ ‍‌​‍‌‌​ ​ ‌​‌​​‍‌‌​ ​ ‌​‌​​‍‌‌​ ​‍​ ​‍​ ​‍​ ‍‌​ ‌‍​ ‍​‌‍‌‌‌‍​‍​ ​‍​ ‌‍​ ‌​​ ​‌​ ‌‌‌‍​‍​‍‌‌​ ​‍​ ​‍​‍‌‌​ ‌‌‌​‌​​‍ ‍‌‍​ ‌‍‍​‌‍‍‌‌‍ ​‌‍‌​‌ ​‍‌‍‌‌‌‍ ‍​‍‌‌​ ‌‌‌​​‍‌‌ ‌‍‍ ‌‍‌‌‌ ‍‌​‍‌‌​ ​ ‌​‌​​‍‌‌​ ​ ‌​‌​​‍‌‌​ ​‍​ ​‍​ ‌ ​ ‌‌‌‍‌‍‌‍​‍​ ​‍​ ​​​ ‌‍‌‍​‌‌‍‌‍​ ‌‍​ ​‍​ ‌​​‍‌‌​ ​‍​ ​‍​‍‌‌​ ‌‌‌​‌​​‍ ‍‌ ‌​‌‍‌‌‌ ‍​‌ ‌​​‍‌‍‌ ​​‌‍‌‌‌ ​‍‌ ​ ‌ ​​‌‍‌‌‌‍​ ‌ ‌​‌‍‍‌‌ ‌‍‌‍‌‌​ ‌‌ ​​‌ ‌‌‌‍​‍‌‍ ​‌‍‍‌‌ ​ ‌‍‍​‌‍‌‌‌‍‌​​‍​‍‌ ‌
Energy (kJ)​​​​‌ ‍ ​‍​‍‌‍ ‌ ​‍‌‍‍‌‌‍‌ ‌‍‍‌‌‍ ‍​‍​‍​ ‍‍​‍​‍‌ ​ ‌‍​‌‌‍ ‍‌‍‍‌‌ ‌​‌ ‍‌​‍ ‍‌‍‍‌‌‍ ​‍​‍​‍ ​​‍​‍‌‍‍​‌ ​‍‌‍‌‌‌‍‌‍​‍​‍​ ‍‍​‍​‍‌‍‍​‌ ‌​‌ ‌​‌ ​​‌ ​ ​ ‍‍​‍ ​‍ ‌‍ ‍‌‍ ‌ ​‍‌‍‌​‌‍‍‌‌‍​ ​‍ ‌‌‍​‍‌‍‍‌‌ ‌​‌‍‌‌‌ ​ ​‍ ‌‌‍‌ ‌ ​‍‌‍ ‌ ‌‌‌ ​​​‍ ‌‌ ​ ‌ ‌​‌ ‌‌‌‍‌​‌‍‍‌‌‍ ​‍ ‍‌ ‌‍‌‍‌‌‌ ​‍‌‍​ ‌‍‌‌‌‍ ​​‍ ‍‌‍​‌‌ ​​‌ ​​​‍ ‌‍‍‌‌‍ ‍‌ ‌​‌‍‌‌‌‍ ‍‌ ‌​​‍ ‌‍‌‌‌‍‌​‌‍‍‌‌ ‌​​‍ ‌‍ ‌‌‍ ‌‍‌​‌‍‌‌​ ‌‌ ​​‌ ​‍‌‍‌‌‌ ​ ‌‍‌‌‌‍ ‍‌ ‌​‌‍​‌‌ ‌​‌‍‍‌‌‍ ‌‍ ‍​ ‍ ‌‍‍‌‌‍‌​​ ‌​ ​ ‌‍‌​​ ‍​‌‍‌‌​ ‌ ‌‍​‌​ ‌‌‌‍‌​​‍ ‌​ ‌‌‌‍‌​​ ‌‍​ ‌‌​‍ ‌​ ‌​​ ‌‍​ ​ ​ ‍​​‍ ‌​ ‍​‌‍​‌‌‍​‍​ ​‌​‍ ‌​ ‌‌​ ‌​​ ‌​‌‍​‌‌‍​‌‌‍​‌​ ‌​​ ‍​​ ‌ ​ ‍​​ ‌‍​ ​‍​ ‍ ‌ ‌​‌ ‍‌‌ ​​‌‍‌‌​ ‌‌ ​​‌ ​‍‌‍ ‌‍‌​‌ ‌‌‌‍​ ‌ ‌​​ ‍ ‌ ​​‌‍​‌‌ ‌​‌‍‍​​ ‌‌‍‌​‌‍‌‌‌ ​ ‌‍​ ‌ ​‍‌‍‍‌‌ ​​‌ ‌​‌‍‍‌‌‍ ‌‍ ‍​‍‌‌​ ‌‌‌​​‍‌‌ ‌‍‍ ‌‍‌‌‌ ‍‌​‍‌‌​ ​ ‌​‌​​‍‌‌​ ​ ‌​‌​​‍‌‌​ ​‍​ ​‍‌‍‌​‌‍​‌​‍‌‌​ ​‍​ ​‍​‍‌‌​ ‌‌‌​‌​​‍ ‍‌ ‌‍‌‍​‌‌‍ ​‌ ‌‌‌‍‌‌​‍ ‍‌ ‌‍‌‍​‌‌‍ ​‌ ‌‌‌‍‌‌​‍‌‌​ ‌‌‌​​‍‌‌ ‌‍‍ ‌‍‌‌‌ ‍‌​‍‌‌​ ​ ‌​‌​​‍‌‌​ ​ ‌​‌​​‍‌‌​ ​‍​ ​‍​ ‌‌​ ‌ ​ ‍‌‌‍‌​‌‍​ ‌‍‌‍​ ‍‌​ ​ ​ ​ ​ ‍​​ ‌‌‌‍‌‌​‍‌‌​ ​‍​ ​‍​‍‌‌​ ‌‌‌​‌​​‍ ‍‌‍​ ‌‍‍​‌‍‍‌‌‍ ​‌‍‌​‌ ​‍‌‍‌‌‌‍ ‍​‍‌‌​ ‌‌‌​​‍‌‌ ‌‍‍ ‌‍‌‌‌ ‍‌​‍‌‌​ ​ ‌​‌​​‍‌‌​ ​ ‌​‌​​‍‌‌​ ​‍​ ​‍​ ‌ ​ ​​‌‍‌‌​ ​‌‌‍‌​​ ‍‌​ ​ ​ ‌‌​ ​​‌‍‌‍‌‍​‌​ ​‍​‍‌‌​ ​‍​ ​‍​‍‌‌​ ‌‌‌​‌​​‍ ‍‌ ‌​‌‍‌‌‌ ‍​‌ ‌​​ ‌‍​‍‌‍​‌‌ ​ ‌‍‌‌‌‌‌‌‌ ​‍‌‍ ​​ ‌‌‍‍​‌ ‌​‌ ‌​‌ ​​‌ ​ ​‍‌‌​ ​ ‌​​‌​‍‌‌​ ​‍‌​‌‍​‍‌‌​ ​‍‌​‌‍‌‍ ‍‌‍ ‌ ​‍‌‍‌​‌‍‍‌‌‍​ ​‍ ‌‌‍​‍‌‍‍‌‌ ‌​‌‍‌‌‌ ​ ​‍ ‌‌‍‌ ‌ ​‍‌‍ ‌ ‌‌‌ ​​​‍ ‌‌ ​ ‌ ‌​‌ ‌‌‌‍‌​‌‍‍‌‌‍ ​‍ ‍‌ ‌‍‌‍‌‌‌ ​‍‌‍​ ‌‍‌‌‌‍ ​​‍ ‍‌‍​‌‌ ​​‌ ​​​‍‌‍‌‍‍‌‌‍‌​​ ‌​ ​ ‌‍‌​​ ‍​‌‍‌‌​ ‌ ‌‍​‌​ ‌‌‌‍‌​​‍ ‌​ ‌‌‌‍‌​​ ‌‍​ ‌‌​‍ ‌​ ‌​​ ‌‍​ ​ ​ ‍​​‍ ‌​ ‍​‌‍​‌‌‍​‍​ ​‌​‍ ‌​ ‌‌​ ‌​​ ‌​‌‍​‌‌‍​‌‌‍​‌​ ‌​​ ‍​​ ‌ ​ ‍​​ ‌‍​ ​‍​‍‌‍‌ ‌​‌ ‍‌‌ ​​‌‍‌‌​ ‌‌ ​​‌ ​‍‌‍ ‌‍‌​‌ ‌‌‌‍​ ‌ ‌​​‍‌‍‌ ​​‌‍​‌‌ ‌​‌‍‍​​ ‌‌‍‌​‌‍‌‌‌ ​ ‌‍​ ‌ ​‍‌‍‍‌‌ ​​‌ ‌​‌‍‍‌‌‍ ‌‍ ‍​‍‌‌​ ‌‌‌​​‍‌‌ ‌‍‍ ‌‍‌‌‌ ‍‌​‍‌‌​ ​ ‌​‌​​‍‌‌​ ​ ‌​‌​​‍‌‌​ ​‍​ ​‍‌‍‌​‌‍​‌​‍‌‌​ ​‍​ ​‍​‍‌‌​ ‌‌‌​‌​​‍ ‍‌ ‌‍‌‍​‌‌‍ ​‌ ‌‌‌‍‌‌​‍ ‍‌ ‌‍‌‍​‌‌‍ ​‌ ‌‌‌‍‌‌​‍‌‌​ ‌‌‌​​‍‌‌ ‌‍‍ ‌‍‌‌‌ ‍‌​‍‌‌​ ​ ‌​‌​​‍‌‌​ ​ ‌​‌​​‍‌‌​ ​‍​ ​‍​ ‌‌​ ‌ ​ ‍‌‌‍‌​‌‍​ ‌‍‌‍​ ‍‌​ ​ ​ ​ ​ ‍​​ ‌‌‌‍‌‌​‍‌‌​ ​‍​ ​‍​‍‌‌​ ‌‌‌​‌​​‍ ‍‌‍​ ‌‍‍​‌‍‍‌‌‍ ​‌‍‌​‌ ​‍‌‍‌‌‌‍ ‍​‍‌‌​ ‌‌‌​​‍‌‌ ‌‍‍ ‌‍‌‌‌ ‍‌​‍‌‌​ ​ ‌​‌​​‍‌‌​ ​ ‌​‌​​‍‌‌​ ​‍​ ​‍​ ‌ ​ ​​‌‍‌‌​ ​‌‌‍‌​​ ‍‌​ ​ ​ ‌‌​ ​​‌‍‌‍‌‍​‌​ ​‍​‍‌‌​ ​‍​ ​‍​‍‌‌​ ‌‌‌​‌​​‍ ‍‌ ‌​‌‍‌‌‌ ‍​‌ ‌​​‍‌‍‌ ​​‌‍‌‌‌ ​‍‌ ​ ‌ ​​‌‍‌‌‌‍​ ‌ ‌​‌‍‍‌‌ ‌‍‌‍‌‌​ ‌‌ ​​‌ ‌‌‌‍​‍‌‍ ​‌‍‍‌‌ ​ ‌‍‍​‌‍‌‌‌‍‌​​‍​‍‌ ‌1819​​​​‌ ‍ ​‍​‍‌‍ ‌ ​‍‌‍‍‌‌‍‌ ‌‍‍‌‌‍ ‍​‍​‍​ ‍‍​‍​‍‌ ​ ‌‍​‌‌‍ ‍‌‍‍‌‌ ‌​‌ ‍‌​‍ ‍‌‍‍‌‌‍ ​‍​‍​‍ ​​‍​‍‌‍‍​‌ ​‍‌‍‌‌‌‍‌‍​‍​‍​ ‍‍​‍​‍‌‍‍​‌ ‌​‌ ‌​‌ ​​‌ ​ ​ ‍‍​‍ ​‍ ‌‍ ‍‌‍ ‌ ​‍‌‍‌​‌‍‍‌‌‍​ ​‍ ‌‌‍​‍‌‍‍‌‌ ‌​‌‍‌‌‌ ​ ​‍ ‌‌‍‌ ‌ ​‍‌‍ ‌ ‌‌‌ ​​​‍ ‌‌ ​ ‌ ‌​‌ ‌‌‌‍‌​‌‍‍‌‌‍ ​‍ ‍‌ ‌‍‌‍‌‌‌ ​‍‌‍​ ‌‍‌‌‌‍ ​​‍ ‍‌‍​‌‌ ​​‌ ​​​‍ ‌‍‍‌‌‍ ‍‌ ‌​‌‍‌‌‌‍ ‍‌ ‌​​‍ ‌‍‌‌‌‍‌​‌‍‍‌‌ ‌​​‍ ‌‍ ‌‌‍ ‌‍‌​‌‍‌‌​ ‌‌ ​​‌ ​‍‌‍‌‌‌ ​ ‌‍‌‌‌‍ ‍‌ ‌​‌‍​‌‌ ‌​‌‍‍‌‌‍ ‌‍ ‍​ ‍ ‌‍‍‌‌‍‌​​ ‌​ ​ ‌‍‌​​ ‍​‌‍‌‌​ ‌ ‌‍​‌​ ‌‌‌‍‌​​‍ ‌​ ‌‌‌‍‌​​ ‌‍​ ‌‌​‍ ‌​ ‌​​ ‌‍​ ​ ​ ‍​​‍ ‌​ ‍​‌‍​‌‌‍​‍​ ​‌​‍ ‌​ ‌‌​ ‌​​ ‌​‌‍​‌‌‍​‌‌‍​‌​ ‌​​ ‍​​ ‌ ​ ‍​​ ‌‍​ ​‍​ ‍ ‌ ‌​‌ ‍‌‌ ​​‌‍‌‌​ ‌‌ ​​‌ ​‍‌‍ ‌‍‌​‌ ‌‌‌‍​ ‌ ‌​​ ‍ ‌ ​​‌‍​‌‌ ‌​‌‍‍​​ ‌‌‍‌​‌‍‌‌‌ ​ ‌‍​ ‌ ​‍‌‍‍‌‌ ​​‌ ‌​‌‍‍‌‌‍ ‌‍ ‍​‍‌‌​ ‌‌‌​​‍‌‌ ‌‍‍ ‌‍‌‌‌ ‍‌​‍‌‌​ ​ ‌​‌​​‍‌‌​ ​ ‌​‌​​‍‌‌​ ​‍​ ​‍‌‍‌​‌‍​‌​‍‌‌​ ​‍​ ​‍​‍‌‌​ ‌‌‌​‌​​‍ ‍‌ ‌‍‌‍​‌‌‍ ​‌ ‌‌‌‍‌‌​‍ ‍‌ ‌‍‌‍​‌‌‍ ​‌ ‌‌‌‍‌‌​‍‌‌​ ‌‌‌​​‍‌‌ ‌‍‍ ‌‍‌‌‌ ‍‌​‍‌‌​ ​ ‌​‌​​‍‌‌​ ​ ‌​‌​​‍‌‌​ ​‍​ ​‍​ ‌‌​ ‌ ​ ‍‌‌‍‌​‌‍​ ‌‍‌‍​ ‍‌​ ​ ​ ​ ​ ‍​​ ‌‌‌‍‌‌​‍‌‌​ ​‍​ ​‍​‍‌‌​ ‌‌‌​‌​​‍ ‍‌‍​ ‌‍‍​‌‍‍‌‌‍ ​‌‍‌​‌ ​‍‌‍‌‌‌‍ ‍​‍‌‌​ ‌‌‌​​‍‌‌ ‌‍‍ ‌‍‌‌‌ ‍‌​‍‌‌​ ​ ‌​‌​​‍‌‌​ ​ ‌​‌​​‍‌‌​ ​‍​ ​‍​ ‍‌‌‍​‌‌‍‌‍​ ‌ ​ ‌ ​ ​ ‌‍​‌‌‍​‌‌‍‌‍​ ​​​ ‍​​ ‌‌​‍‌‌​ ​‍​ ​‍​‍‌‌​ ‌‌‌​‌​​‍ ‍‌ ‌​‌‍‌‌‌ ‍​‌ ‌​​ ‌‍​‍‌‍​‌‌ ​ ‌‍‌‌‌‌‌‌‌ ​‍‌‍ ​​ ‌‌‍‍​‌ ‌​‌ ‌​‌ ​​‌ ​ ​‍‌‌​ ​ ‌​​‌​‍‌‌​ ​‍‌​‌‍​‍‌‌​ ​‍‌​‌‍‌‍ ‍‌‍ ‌ ​‍‌‍‌​‌‍‍‌‌‍​ ​‍ ‌‌‍​‍‌‍‍‌‌ ‌​‌‍‌‌‌ ​ ​‍ ‌‌‍‌ ‌ ​‍‌‍ ‌ ‌‌‌ ​​​‍ ‌‌ ​ ‌ ‌​‌ ‌‌‌‍‌​‌‍‍‌‌‍ ​‍ ‍‌ ‌‍‌‍‌‌‌ ​‍‌‍​ ‌‍‌‌‌‍ ​​‍ ‍‌‍​‌‌ ​​‌ ​​​‍‌‍‌‍‍‌‌‍‌​​ ‌​ ​ ‌‍‌​​ ‍​‌‍‌‌​ ‌ ‌‍​‌​ ‌‌‌‍‌​​‍ ‌​ ‌‌‌‍‌​​ ‌‍​ ‌‌​‍ ‌​ ‌​​ ‌‍​ ​ ​ ‍​​‍ ‌​ ‍​‌‍​‌‌‍​‍​ ​‌​‍ ‌​ ‌‌​ ‌​​ ‌​‌‍​‌‌‍​‌‌‍​‌​ ‌​​ ‍​​ ‌ ​ ‍​​ ‌‍​ ​‍​‍‌‍‌ ‌​‌ ‍‌‌ ​​‌‍‌‌​ ‌‌ ​​‌ ​‍‌‍ ‌‍‌​‌ ‌‌‌‍​ ‌ ‌​​‍‌‍‌ ​​‌‍​‌‌ ‌​‌‍‍​​ ‌‌‍‌​‌‍‌‌‌ ​ ‌‍​ ‌ ​‍‌‍‍‌‌ ​​‌ ‌​‌‍‍‌‌‍ ‌‍ ‍​‍‌‌​ ‌‌‌​​‍‌‌ ‌‍‍ ‌‍‌‌‌ ‍‌​‍‌‌​ ​ ‌​‌​​‍‌‌​ ​ ‌​‌​​‍‌‌​ ​‍​ ​‍‌‍‌​‌‍​‌​‍‌‌​ ​‍​ ​‍​‍‌‌​ ‌‌‌​‌​​‍ ‍‌ ‌‍‌‍​‌‌‍ ​‌ ‌‌‌‍‌‌​‍ ‍‌ ‌‍‌‍​‌‌‍ ​‌ ‌‌‌‍‌‌​‍‌‌​ ‌‌‌​​‍‌‌ ‌‍‍ ‌‍‌‌‌ ‍‌​‍‌‌​ ​ ‌​‌​​‍‌‌​ ​ ‌​‌​​‍‌‌​ ​‍​ ​‍​ ‌‌​ ‌ ​ ‍‌‌‍‌​‌‍​ ‌‍‌‍​ ‍‌​ ​ ​ ​ ​ ‍​​ ‌‌‌‍‌‌​‍‌‌​ ​‍​ ​‍​‍‌‌​ ‌‌‌​‌​​‍ ‍‌‍​ ‌‍‍​‌‍‍‌‌‍ ​‌‍‌​‌ ​‍‌‍‌‌‌‍ ‍​‍‌‌​ ‌‌‌​​‍‌‌ ‌‍‍ ‌‍‌‌‌ ‍‌​‍‌‌​ ​ ‌​‌​​‍‌‌​ ​ ‌​‌​​‍‌‌​ ​‍​ ​‍​ ‍‌‌‍​‌‌‍‌‍​ ‌ ​ ‌ ​ ​ ‌‍​‌‌‍​‌‌‍‌‍​ ​​​ ‍​​ ‌‌​‍‌‌​ ​‍​ ​‍​‍‌‌​ ‌‌‌​‌​​‍ ‍‌ ‌​‌‍‌‌‌ ‍​‌ ‌​​‍‌‍‌ ​​‌‍‌‌‌ ​‍‌ ​ ‌ ​​‌‍‌‌‌‍​ ‌ ‌​‌‍‍‌‌ ‌‍‌‍‌‌​ ‌‌ ​​‌ ‌‌‌‍​‍‌‍ ​‌‍‍‌‌ ​ ‌‍‍​‌‍‌‌‌‍‌​​‍​‍‌ ‌
Læs mere om Subway® Danmark​​​​‌ ‍ ​‍​‍‌‍ ‌ ​‍‌‍‍‌‌‍‌ ‌‍‍‌‌‍ ‍​‍​‍​ ‍‍​‍​‍‌ ​ ‌‍​‌‌‍ ‍‌‍‍‌‌ ‌​‌ ‍‌​‍ ‍‌‍‍‌‌‍ ​‍​‍​‍ ​​‍​‍‌‍‍​‌ ​‍‌‍‌‌‌‍‌‍​‍​‍​ ‍‍​‍​‍‌‍‍​‌ ‌​‌ ‌​‌ ​​‌ ​ ​ ‍‍​‍ ​‍ ‌‍ ‍‌‍ ‌ ​‍‌‍‌​‌‍‍‌‌‍​ ​‍ ‌‌‍​‍‌‍‍‌‌ ‌​‌‍‌‌‌ ​ ​‍ ‌‌‍‌ ‌ ​‍‌‍ ‌ ‌‌‌ ​​​‍ ‌‌ ​ ‌ ‌​‌ ‌‌‌‍‌​‌‍‍‌‌‍ ​‍ ‍‌ ‌‍‌‍‌‌‌ ​‍‌‍​ ‌‍‌‌‌‍ ​​‍ ‍‌‍​‌‌ ​​‌ ​​​‍ ‌‍‍‌‌‍ ‍‌ ‌​‌‍‌‌‌‍ ‍‌ ‌​​‍ ‌‍‌‌‌‍‌​‌‍‍‌‌ ‌​​‍ ‌‍ ‌‌‍ ‌‍‌​‌‍‌‌​ ‌‌ ​​‌ ​‍‌‍‌‌‌ ​ ‌‍‌‌‌‍ ‍‌ ‌​‌‍​‌‌ ‌​‌‍‍‌‌‍ ‌‍ ‍​ ‍ ‌‍‍‌‌‍‌​​ ‌​ ‌‍​ ​ ‌‍‌​​ ‌‌​ ​ ‌‍​‍​ ​‌​ ​​​‍ ‌​ ​‍​ ​‌​ ‌‌​ ​​​‍ ‌​ ‌​‌‍​ ‌‍​ ​ ​​​‍ ‌​ ‍​‌‍‌‌​ ‍‌​ ​‍​‍ ‌​ ‌ ‌‍‌‌​ ​‍​ ​‌​ ​‍​ ​ ​ ​ ‌‍‌‍‌‍​‍​ ‌‌​ ‍​‌‍​‌​ ‍ ‌ ‌​‌ ‍‌‌ ​​‌‍‌‌​ ‌‌ ‌ ‌‍‌‌‌‍​‍‌ ​ ‌‍‍‌‌ ‌​‌‍‌‌‌​‌‍‌‍ ‌‍ ‌ ‌​‌‍‌‌‌ ​‍​ ‍ ‌ ​​‌‍​‌‌ ‌​‌‍‍​​ ‌‌ ‌​‌‍‍‌‌ ‌​‌‍ ​‌‍‌‌​‍‌‌​ ‌‌‌​​‍‌‌ ‌‍‍ ‌‍‌‌‌ ‍‌​‍‌‌​ ​ ‌​‌​​‍‌‌​ ​ ‌​‌​​‍‌‌​ ​‍​ ​‍‌‍‌​‌‍​‌​‍‌‌​ ​‍​ ​‍​‍‌‌​ ‌‌‌​‌​​‍ ‍‌ ‌‍‌‍​‌‌‍ ​‌ ‌‌‌‍‌‌​ ‌‍​‍‌‍​‌‌ ​ ‌‍‌‌‌‌‌‌‌ ​‍‌‍ ​​ ‌‌‍‍​‌ ‌​‌ ‌​‌ ​​‌ ​ ​‍‌‌​ ​ ‌​​‌​‍‌‌​ ​‍‌​‌‍​‍‌‌​ ​‍‌​‌‍‌‍ ‍‌‍ ‌ ​‍‌‍‌​‌‍‍‌‌‍​ ​‍ ‌‌‍​‍‌‍‍‌‌ ‌​‌‍‌‌‌ ​ ​‍ ‌‌‍‌ ‌ ​‍‌‍ ‌ ‌‌‌ ​​​‍ ‌‌ ​ ‌ ‌​‌ ‌‌‌‍‌​‌‍‍‌‌‍ ​‍ ‍‌ ‌‍‌‍‌‌‌ ​‍‌‍​ ‌‍‌‌‌‍ ​​‍ ‍‌‍​‌‌ ​​‌ ​​​‍‌‍‌‍‍‌‌‍‌​​ ‌​ ‌‍​ ​ ‌‍‌​​ ‌‌​ ​ ‌‍​‍​ ​‌​ ​​​‍ ‌​ ​‍​ ​‌​ ‌‌​ ​​​‍ ‌​ ‌​‌‍​ ‌‍​ ​ ​​​‍ ‌​ ‍​‌‍‌‌​ ‍‌​ ​‍​‍ ‌​ ‌ ‌‍‌‌​ ​‍​ ​‌​ ​‍​ ​ ​ ​ ‌‍‌‍‌‍​‍​ ‌‌​ ‍​‌‍​‌​‍‌‍‌ ‌​‌ ‍‌‌ ​​‌‍‌‌​ ‌‌ ‌ ‌‍‌‌‌‍​‍‌ ​ ‌‍‍‌‌ ‌​‌‍‌‌‌​‌‍‌‍ ‌‍ ‌ ‌​‌‍‌‌‌ ​‍​‍‌‍‌ ​​‌‍​‌‌ ‌​‌‍‍​​ ‌‌ ‌​‌‍‍‌‌ ‌​‌‍ ​‌‍‌‌​‍‌‌​ ‌‌‌​​‍‌‌ ‌‍‍ ‌‍‌‌‌ ‍‌​‍‌‌​ ​ ‌​‌​​‍‌‌​ ​ ‌​‌​​‍‌‌​ ​‍​ ​‍‌‍‌​‌‍​‌​‍‌‌​ ​‍​ ​‍​‍‌‌​ ‌‌‌​‌​​‍ ‍‌ ‌‍‌‍​‌‌‍ ​‌ ‌‌‌‍‌‌​‍‌‍‌ ​​‌‍‌‌‌ ​‍‌ ​ ‌ ​​‌‍‌‌‌‍​ ‌ ‌​‌‍‍‌‌ ‌‍‌‍‌‌​ ‌‌ ​​‌ ‌‌‌‍​‍‌‍ ​‌‍‍‌‌ ​ ‌‍‍​‌‍‌‌‌‍‌​​‍​‍‌ ‌
Bliv en del af teamet​​​​‌ ‍ ​‍​‍‌‍ ‌ ​‍‌‍‍‌‌‍‌ ‌‍‍‌‌‍ ‍​‍​‍​ ‍‍​‍​‍‌ ​ ‌‍​‌‌‍ ‍‌‍‍‌‌ ‌​‌ ‍‌​‍ ‍‌‍‍‌‌‍ ​‍​‍​‍ ​​‍​‍‌‍‍​‌ ​‍‌‍‌‌‌‍‌‍​‍​‍​ ‍‍​‍​‍‌‍‍​‌ ‌​‌ ‌​‌ ​​‌ ​ ​ ‍‍​‍ ​‍ ‌‍ ‍‌‍ ‌ ​‍‌‍‌​‌‍‍‌‌‍​ ​‍ ‌‌‍​‍‌‍‍‌‌ ‌​‌‍‌‌‌ ​ ​‍ ‌‌‍‌ ‌ ​‍‌‍ ‌ ‌‌‌ ​​​‍ ‌‌ ​ ‌ ‌​‌ ‌‌‌‍‌​‌‍‍‌‌‍ ​‍ ‍‌ ‌‍‌‍‌‌‌ ​‍‌‍​ ‌‍‌‌‌‍ ​​‍ ‍‌‍​‌‌ ​​‌ ​​​‍ ‌‍‍‌‌‍ ‍‌ ‌​‌‍‌‌‌‍ ‍‌ ‌​​‍ ‌‍‌‌‌‍‌​‌‍‍‌‌ ‌​​‍ ‌‍ ‌‌‍ ‌‍‌​‌‍‌‌​ ‌‌ ​​‌ ​‍‌‍‌‌‌ ​ ‌‍‌‌‌‍ ‍‌ ‌​‌‍​‌‌ ‌​‌‍‍‌‌‍ ‌‍ ‍​ ‍ ‌‍‍‌‌‍‌​​ ‌‌‍‌​​ ‍​​ ​​‌‍‌​​ ​‌‌‍‌‍‌‍​‌​ ‌ ​‍ ‌‌‍​‌​ ​‍​ ‍​​ ‍‌​‍ ‌​ ‌​‌‍‌‌​ ​ ​ ​‌​‍ ‌‌‍​‍​ ​‌‌‍‌​​ ‌‍​‍ ‌​ ‌‍​ ‌​​ ‌‍​ ​‍​ ‌‍​ ‌‌​ ‍​​ ‌ ​ ‌‌​ ​‍​ ‌‍​ ‌‌​ ‍ ‌ ‌​‌ ‍‌‌ ​​‌‍‌‌​ ‌‌ ‌ ‌‍‌‌‌‍​‍‌ ​ ‌‍‍‌‌ ‌​‌‍‌‌‌​ ‍‌‍​‌‌ ‌‍‌‍‍‌‌‍‌ ‌‍​‌‌ ‌​‌‍‍‌‌‍ ‌‍ ‍‌​‍‌‌ ‌​‌‍‌‌‌‍ ‌​ ‍ ‌ ​​‌‍​‌‌ ‌​‌‍‍​​ ‌‌‍ ​‌‍​‌‌‍​‍‌‍‌‌‌‍ ​​‍‌‌​ ‌‌‌​​‍‌‌ ‌‍‍ ‌‍‌‌‌ ‍‌​‍‌‌​ ​ ‌​‌​​‍‌‌​ ​ ‌​‌​​‍‌‌​ ​‍​ ​‍‌‍‌​‌‍​‌​‍‌‌​ ​‍​ ​‍​‍‌‌​ ‌‌‌​‌​​‍ ‍‌ ‌‍‌‍​‌‌‍ ​‌ ‌‌‌‍‌‌​ ‌‍​‍‌‍​‌‌ ​ ‌‍‌‌‌‌‌‌‌ ​‍‌‍ ​​ ‌‌‍‍​‌ ‌​‌ ‌​‌ ​​‌ ​ ​‍‌‌​ ​ ‌​​‌​‍‌‌​ ​‍‌​‌‍​‍‌‌​ ​‍‌​‌‍‌‍ ‍‌‍ ‌ ​‍‌‍‌​‌‍‍‌‌‍​ ​‍ ‌‌‍​‍‌‍‍‌‌ ‌​‌‍‌‌‌ ​ ​‍ ‌‌‍‌ ‌ ​‍‌‍ ‌ ‌‌‌ ​​​‍ ‌‌ ​ ‌ ‌​‌ ‌‌‌‍‌​‌‍‍‌‌‍ ​‍ ‍‌ ‌‍‌‍‌‌‌ ​‍‌‍​ ‌‍‌‌‌‍ ​​‍ ‍‌‍​‌‌ ​​‌ ​​​‍‌‍‌‍‍‌‌‍‌​​ ‌‌‍‌​​ ‍​​ ​​‌‍‌​​ ​‌‌‍‌‍‌‍​‌​ ‌ ​‍ ‌‌‍​‌​ ​‍​ ‍​​ ‍‌​‍ ‌​ ‌​‌‍‌‌​ ​ ​ ​‌​‍ ‌‌‍​‍​ ​‌‌‍‌​​ ‌‍​‍ ‌​ ‌‍​ ‌​​ ‌‍​ ​‍​ ‌‍​ ‌‌​ ‍​​ ‌ ​ ‌‌​ ​‍​ ‌‍​ ‌‌​‍‌‍‌ ‌​‌ ‍‌‌ ​​‌‍‌‌​ ‌‌ ‌ ‌‍‌‌‌‍​‍‌ ​ ‌‍‍‌‌ ‌​‌‍‌‌‌​ ‍‌‍​‌‌ ‌‍‌‍‍‌‌‍‌ ‌‍​‌‌ ‌​‌‍‍‌‌‍ ‌‍ ‍‌​‍‌‌ ‌​‌‍‌‌‌‍ ‌​‍‌‍‌ ​​‌‍​‌‌ ‌​‌‍‍​​ ‌‌‍ ​‌‍​‌‌‍​‍‌‍‌‌‌‍ ​​‍‌‌​ ‌‌‌​​‍‌‌ ‌‍‍ ‌‍‌‌‌ ‍‌​‍‌‌​ ​ ‌​‌​​‍‌‌​ ​ ‌​‌​​‍‌‌​ ​‍​ ​‍‌‍‌​‌‍​‌​‍‌‌​ ​‍​ ​‍​‍‌‌​ ‌‌‌​‌​​‍ ‍‌ ‌‍‌‍​‌‌‍ ​‌ ‌‌‌‍‌‌​‍‌‍‌ ​​‌‍‌‌‌ ​‍‌ ​ ‌ ​​‌‍‌‌‌‍​ ‌ ‌​‌‍‍‌‌ ‌‍‌‍‌‌​ ‌‌ ​​‌ ‌‌‌‍​‍‌‍ ​‌‍‍‌‌ ​ ‌‍‍​‌‍‌‌‌‍‌​​‍​‍‌ ‌
Skriv til os​​​​‌ ‍ ​‍​‍‌‍ ‌ ​‍‌‍‍‌‌‍‌ ‌‍‍‌‌‍ ‍​‍​‍​ ‍‍​‍​‍‌ ​ ‌‍​‌‌‍ ‍‌‍‍‌‌ ‌​‌ ‍‌​‍ ‍‌‍‍‌‌‍ ​‍​‍​‍ ​​‍​‍‌‍‍​‌ ​‍‌‍‌‌‌‍‌‍​‍​‍​ ‍‍​‍​‍‌‍‍​‌ ‌​‌ ‌​‌ ​​‌ ​ ​ ‍‍​‍ ​‍ ‌‍ ‍‌‍ ‌ ​‍‌‍‌​‌‍‍‌‌‍​ ​‍ ‌‌‍​‍‌‍‍‌‌ ‌​‌‍‌‌‌ ​ ​‍ ‌‌‍‌ ‌ ​‍‌‍ ‌ ‌‌‌ ​​​‍ ‌‌ ​ ‌ ‌​‌ ‌‌‌‍‌​‌‍‍‌‌‍ ​‍ ‍‌ ‌‍‌‍‌‌‌ ​‍‌‍​ ‌‍‌‌‌‍ ​​‍ ‍‌‍​‌‌ ​​‌ ​​​‍ ‌‍‍‌‌‍ ‍‌ ‌​‌‍‌‌‌‍ ‍‌ ‌​​‍ ‌‍‌‌‌‍‌​‌‍‍‌‌ ‌​​‍ ‌‍ ‌‌‍ ‌‍‌​‌‍‌‌​ ‌‌ ​​‌ ​‍‌‍‌‌‌ ​ ‌‍‌‌‌‍ ‍‌ ‌​‌‍​‌‌ ‌​‌‍‍‌‌‍ ‌‍ ‍​ ‍ ‌‍‍‌‌‍‌​​ ‌‌‍​‍​ ‌ ​ ​‍‌‍‌‍​ ​​‌‍​‌​ ​‍​ ‌‍​‍ ‌​ ​​‌‍​ ​ ‌ ​ ​‍​‍ ‌​ ‌​‌‍‌​​ ‌ ​ ‌‍​‍ ‌‌‍​‍​ ‌​​ ‌ ‌‍‌‌​‍ ‌​ ​ ​ ‍‌‌‍​‌‌‍‌‍‌‍​‌​ ​‍​ ​‍‌‍​ ‌‍‌‍‌‍‌‍​ ‌‍​ ​‌​ ‍ ‌ ‌​‌ ‍‌‌ ​​‌‍‌‌​ ‌‌ ‌ ‌‍‌‌‌‍​‍‌ ​ ‌‍‍‌‌ ‌​‌‍‌‌‌​ ‍‌‍​‌‌ ‌‍‌‍‍‌‌‍‌ ‌‍​‌‌ ‌​‌‍‍‌‌‍ ‌‍ ‍‌​‍‌‌ ‌​‌‍‌‌‌‍ ‌​ ‍ ‌ ​​‌‍​‌‌ ‌​‌‍‍​​ ‌‌‍ ​‌‍​‌‌‍​‍‌‍‌‌‌‍ ​​‍‌‌​ ‌‌‌​​‍‌‌ ‌‍‍ ‌‍‌‌‌ ‍‌​‍‌‌​ ​ ‌​‌​​‍‌‌​ ​ ‌​‌​​‍‌‌​ ​‍​ ​‍‌‍‌​‌‍​‌​‍‌‌​ ​‍​ ​‍​‍‌‌​ ‌‌‌​‌​​‍ ‍‌ ‌‍‌‍​‌‌‍ ​‌ ‌‌‌‍‌‌​ ‌‍​‍‌‍​‌‌ ​ ‌‍‌‌‌‌‌‌‌ ​‍‌‍ ​​ ‌‌‍‍​‌ ‌​‌ ‌​‌ ​​‌ ​ ​‍‌‌​ ​ ‌​​‌​‍‌‌​ ​‍‌​‌‍​‍‌‌​ ​‍‌​‌‍‌‍ ‍‌‍ ‌ ​‍‌‍‌​‌‍‍‌‌‍​ ​‍ ‌‌‍​‍‌‍‍‌‌ ‌​‌‍‌‌‌ ​ ​‍ ‌‌‍‌ ‌ ​‍‌‍ ‌ ‌‌‌ ​​​‍ ‌‌ ​ ‌ ‌​‌ ‌‌‌‍‌​‌‍‍‌‌‍ ​‍ ‍‌ ‌‍‌‍‌‌‌ ​‍‌‍​ ‌‍‌‌‌‍ ​​‍ ‍‌‍​‌‌ ​​‌ ​​​‍‌‍‌‍‍‌‌‍‌​​ ‌‌‍​‍​ ‌ ​ ​‍‌‍‌‍​ ​​‌‍​‌​ ​‍​ ‌‍​‍ ‌​ ​​‌‍​ ​ ‌ ​ ​‍​‍ ‌​ ‌​‌‍‌​​ ‌ ​ ‌‍​‍ ‌‌‍​‍​ ‌​​ ‌ ‌‍‌‌​‍ ‌​ ​ ​ ‍‌‌‍​‌‌‍‌‍‌‍​‌​ ​‍​ ​‍‌‍​ ‌‍‌‍‌‍‌‍​ ‌‍​ ​‌​‍‌‍‌ ‌​‌ ‍‌‌ ​​‌‍‌‌​ ‌‌ ‌ ‌‍‌‌‌‍​‍‌ ​ ‌‍‍‌‌ ‌​‌‍‌‌‌​ ‍‌‍​‌‌ ‌‍‌‍‍‌‌‍‌ ‌‍​‌‌ ‌​‌‍‍‌‌‍ ‌‍ ‍‌​‍‌‌ ‌​‌‍‌‌‌‍ ‌​‍‌‍‌ ​​‌‍​‌‌ ‌​‌‍‍​​ ‌‌‍ ​‌‍​‌‌‍​‍‌‍‌‌‌‍ ​​‍‌‌​ ‌‌‌​​‍‌‌ ‌‍‍ ‌‍‌‌‌ ‍‌​‍‌‌​ ​ ‌​‌​​‍‌‌​ ​ ‌​‌​​‍‌‌​ ​‍​ ​‍‌‍‌​‌‍​‌​‍‌‌​ ​‍​ ​‍​‍‌‌​ ‌‌‌​‌​​‍ ‍‌ ‌‍‌‍​‌‌‍ ​‌ ‌‌‌‍‌‌​‍‌‍‌ ​​‌‍‌‌‌ ​‍‌ ​ ‌ ​​‌‍‌‌‌‍​ ‌ ‌​‌‍‍‌‌ ‌‍‌‍‌‌​ ‌‌ ​​‌ ‌‌‌‍​‍‌‍ ​‌‍‍‌‌ ​ ‌‍‍​‌‍‌‌‌‍‌​​‍​‍‌ ‌
Pressekontakt​​​​‌ ‍ ​‍​‍‌‍ ‌ ​‍‌‍‍‌‌‍‌ ‌‍‍‌‌‍ ‍​‍​‍​ ‍‍​‍​‍‌ ​ ‌‍​‌‌‍ ‍‌‍‍‌‌ ‌​‌ ‍‌​‍ ‍‌‍‍‌‌‍ ​‍​‍​‍ ​​‍​‍‌‍‍​‌ ​‍‌‍‌‌‌‍‌‍​‍​‍​ ‍‍​‍​‍‌‍‍​‌ ‌​‌ ‌​‌ ​​‌ ​ ​ ‍‍​‍ ​‍ ‌‍ ‍‌‍ ‌ ​‍‌‍‌​‌‍‍‌‌‍​ ​‍ ‌‌‍​‍‌‍‍‌‌ ‌​‌‍‌‌‌ ​ ​‍ ‌‌‍‌ ‌ ​‍‌‍ ‌ ‌‌‌ ​​​‍ ‌‌ ​ ‌ ‌​‌ ‌‌‌‍‌​‌‍‍‌‌‍ ​‍ ‍‌ ‌‍‌‍‌‌‌ ​‍‌‍​ ‌‍‌‌‌‍ ​​‍ ‍‌‍​‌‌ ​​‌ ​​​‍ ‌‍‍‌‌‍ ‍‌ ‌​‌‍‌‌‌‍ ‍‌ ‌​​‍ ‌‍‌‌‌‍‌​‌‍‍‌‌ ‌​​‍ ‌‍ ‌‌‍ ‌‍‌​‌‍‌‌​ ‌‌ ​​‌ ​‍‌‍‌‌‌ ​ ‌‍‌‌‌‍ ‍‌ ‌​‌‍​‌‌ ‌​‌‍‍‌‌‍ ‌‍ ‍​ ‍ ‌‍‍‌‌‍‌​​ ‌​ ‌‍​ ‌​​ ​ ‌‍‌​​ ‍‌​ ‍‌​ ‌‌‌‍‌‍​‍ ‌​ ​​‌‍‌‍‌‍​‌​ ‌‍​‍ ‌​ ‌​‌‍‌‍​ ‌‌​ ‌​​‍ ‌‌‍​‌​ ​ ​ ​‍​ ‌ ​‍ ‌​ ​‍‌‍‌‌‌‍‌‍‌‍​‌​ ​‍​ ​‍​ ​ ​ ‌ ‌‍‌‌​ ​​​ ​​​ ‌ ​ ‍ ‌ ‌​‌ ‍‌‌ ​​‌‍‌‌​ ‌‌ ‌ ‌‍‌‌‌‍​‍‌ ​ ‌‍‍‌‌ ‌​‌‍‌‌‌​ ‍‌‍​‌‌ ‌‍‌‍‍‌‌‍‌ ‌‍​‌‌ ‌​‌‍‍‌‌‍ ‌‍ ‍‌​‍‌‌ ‌​‌‍‌‌‌‍ ‌​ ‍ ‌ ​​‌‍​‌‌ ‌​‌‍‍​​ ‌‌‍ ​‌‍​‌‌‍​‍‌‍‌‌‌‍ ​​‍‌‌​ ‌‌‌​​‍‌‌ ‌‍‍ ‌‍‌‌‌ ‍‌​‍‌‌​ ​ ‌​‌​​‍‌‌​ ​ ‌​‌​​‍‌‌​ ​‍​ ​‍‌‍‌​‌‍​‌​‍‌‌​ ​‍​ ​‍​‍‌‌​ ‌‌‌​‌​​‍ ‍‌ ‌‍‌‍​‌‌‍ ​‌ ‌‌‌‍‌‌​ ‌‍​‍‌‍​‌‌ ​ ‌‍‌‌‌‌‌‌‌ ​‍‌‍ ​​ ‌‌‍‍​‌ ‌​‌ ‌​‌ ​​‌ ​ ​‍‌‌​ ​ ‌​​‌​‍‌‌​ ​‍‌​‌‍​‍‌‌​ ​‍‌​‌‍‌‍ ‍‌‍ ‌ ​‍‌‍‌​‌‍‍‌‌‍​ ​‍ ‌‌‍​‍‌‍‍‌‌ ‌​‌‍‌‌‌ ​ ​‍ ‌‌‍‌ ‌ ​‍‌‍ ‌ ‌‌‌ ​​​‍ ‌‌ ​ ‌ ‌​‌ ‌‌‌‍‌​‌‍‍‌‌‍ ​‍ ‍‌ ‌‍‌‍‌‌‌ ​‍‌‍​ ‌‍‌‌‌‍ ​​‍ ‍‌‍​‌‌ ​​‌ ​​​‍‌‍‌‍‍‌‌‍‌​​ ‌​ ‌‍​ ‌​​ ​ ‌‍‌​​ ‍‌​ ‍‌​ ‌‌‌‍‌‍​‍ ‌​ ​​‌‍‌‍‌‍​‌​ ‌‍​‍ ‌​ ‌​‌‍‌‍​ ‌‌​ ‌​​‍ ‌‌‍​‌​ ​ ​ ​‍​ ‌ ​‍ ‌​ ​‍‌‍‌‌‌‍‌‍‌‍​‌​ ​‍​ ​‍​ ​ ​ ‌ ‌‍‌‌​ ​​​ ​​​ ‌ ​‍‌‍‌ ‌​‌ ‍‌‌ ​​‌‍‌‌​ ‌‌ ‌ ‌‍‌‌‌‍​‍‌ ​ ‌‍‍‌‌ ‌​‌‍‌‌‌​ ‍‌‍​‌‌ ‌‍‌‍‍‌‌‍‌ ‌‍​‌‌ ‌​‌‍‍‌‌‍ ‌‍ ‍‌​‍‌‌ ‌​‌‍‌‌‌‍ ‌​‍‌‍‌ ​​‌‍​‌‌ ‌​‌‍‍​​ ‌‌‍ ​‌‍​‌‌‍​‍‌‍‌‌‌‍ ​​‍‌‌​ ‌‌‌​​‍‌‌ ‌‍‍ ‌‍‌‌‌ ‍‌​‍‌‌​ ​ ‌​‌​​‍‌‌​ ​ ‌​‌​​‍‌‌​ ​‍​ ​‍‌‍‌​‌‍​‌​‍‌‌​ ​‍​ ​‍​‍‌‌​ ‌‌‌​‌​​‍ ‍‌ ‌‍‌‍​‌‌‍ ​‌ ‌‌‌‍‌‌​‍‌‍‌ ​​‌‍‌‌‌ ​‍‌ ​ ‌ ​​‌‍‌‌‌‍​ ‌ ‌​‌‍‍‌‌ ‌‍‌‍‌‌​ ‌‌ ​​‌ ‌‌‌‍​‍‌‍ ​‌‍‍‌‌ ​ ‌‍‍​‌‍‌‌‌‍‌​​‍​‍‌ ‌
Vælg sprog
Find restaurant​​​​‌ ‍ ​‍​‍‌‍ ‌ ​‍‌‍‍‌‌‍‌ ‌‍‍‌‌‍ ‍​‍​‍​ ‍‍​‍​‍‌ ​ ‌‍​‌‌‍ ‍‌‍‍‌‌ ‌​‌ ‍‌​‍ ‍‌‍‍‌‌‍ ​‍​‍​‍ ​​‍​‍‌‍‍​‌ ​‍‌‍‌‌‌‍‌‍​‍​‍​ ‍‍​‍​‍‌‍‍​‌ ‌​‌ ‌​‌ ​​‌ ​ ​ ‍‍​‍ ​‍ ‌‍ ‍‌‍ ‌ ​‍‌‍‌​‌‍‍‌‌‍​ ​‍ ‌‌‍​‍‌‍‍‌‌ ‌​‌‍‌‌‌ ​ ​‍ ‌‌‍‌ ‌ ​‍‌‍ ‌ ‌‌‌ ​​​‍ ‌‌ ​ ‌ ‌​‌ ‌‌‌‍‌​‌‍‍‌‌‍ ​‍ ‍‌ ‌‍‌‍‌‌‌ ​‍‌‍​ ‌‍‌‌‌‍ ​​‍ ‍‌‍​‌‌ ​​‌ ​​​‍ ‌‍‍‌‌‍ ‍‌ ‌​‌‍‌‌‌‍ ‍‌ ‌​​‍ ‌‍‌‌‌‍‌​‌‍‍‌‌ ‌​​‍ ‌‍ ‌‌‍ ‌‍‌​‌‍‌‌​ ‌‌ ​​‌ ​‍‌‍‌‌‌ ​ ‌‍‌‌‌‍ ‍‌ ‌​‌‍​‌‌ ‌​‌‍‍‌‌‍ ‌‍ ‍​ ‍ ‌‍‍‌‌‍‌​​ ‌‌‍​‍​ ​‌​ ‌​​ ‌‍​ ‌ ​ ‍​​ ‍​​ ​‍​‍ ‌​ ‌‍​ ‌‌​ ‌​‌‍‌‍​‍ ‌​ ‌​​ ‌‍​ ​‌​ ‌‍​‍ ‌​ ‍‌​ ‍‌​ ‌‌​ ‌‌​‍ ‌‌‍‌‍​ ‍​‌‍​‍‌‍‌​​ ‍‌​ ​‌‌‍​‍​ ‍​​ ‍​‌‍‌‌​ ​ ​ ‍​​ ‍ ‌ ‌​‌ ‍‌‌ ​​‌‍‌‌​ ‌‌ ‌ ‌‍‌‌‌‍​‍‌ ​ ‌‍‍‌‌ ‌​‌‍‌‌‌​ ‍‌‍​‌‌ ‌‍‌‍‍‌‌‍‌ ‌‍​‌‌ ‌​‌‍‍‌‌‍ ‌‍ ‍‌​‍‌‌ ‌​‌‍‌‌‌‍ ‌​ ‍ ‌ ​​‌‍​‌‌ ‌​‌‍‍​​ ‌‌‍ ​‌‍​‌‌‍​‍‌‍‌‌‌‍ ​​‍‌‌​ ‌‌‌​​‍‌‌ ‌‍‍ ‌‍‌‌‌ ‍‌​‍‌‌​ ​ ‌​‌​​‍‌‌​ ​ ‌​‌​​‍‌‌​ ​‍​ ​‍‌‍‌​‌‍​‌​‍‌‌​ ​‍​ ​‍​‍‌‌​ ‌‌‌​‌​​‍ ‍‌ ‌‍‌‍​‌‌‍ ​‌ ‌‌‌‍‌‌​ ‌‍​‍‌‍​‌‌ ​ ‌‍‌‌‌‌‌‌‌ ​‍‌‍ ​​ ‌‌‍‍​‌ ‌​‌ ‌​‌ ​​‌ ​ ​‍‌‌​ ​ ‌​​‌​‍‌‌​ ​‍‌​‌‍​‍‌‌​ ​‍‌​‌‍‌‍ ‍‌‍ ‌ ​‍‌‍‌​‌‍‍‌‌‍​ ​‍ ‌‌‍​‍‌‍‍‌‌ ‌​‌‍‌‌‌ ​ ​‍ ‌‌‍‌ ‌ ​‍‌‍ ‌ ‌‌‌ ​​​‍ ‌‌ ​ ‌ ‌​‌ ‌‌‌‍‌​‌‍‍‌‌‍ ​‍ ‍‌ ‌‍‌‍‌‌‌ ​‍‌‍​ ‌‍‌‌‌‍ ​​‍ ‍‌‍​‌‌ ​​‌ ​​​‍‌‍‌‍‍‌‌‍‌​​ ‌‌‍​‍​ ​‌​ ‌​​ ‌‍​ ‌ ​ ‍​​ ‍​​ ​‍​‍ ‌​ ‌‍​ ‌‌​ ‌​‌‍‌‍​‍ ‌​ ‌​​ ‌‍​ ​‌​ ‌‍​‍ ‌​ ‍‌​ ‍‌​ ‌‌​ ‌‌​‍ ‌‌‍‌‍​ ‍​‌‍​‍‌‍‌​​ ‍‌​ ​‌‌‍​‍​ ‍​​ ‍​‌‍‌‌​ ​ ​ ‍​​‍‌‍‌ ‌​‌ ‍‌‌ ​​‌‍‌‌​ ‌‌ ‌ ‌‍‌‌‌‍​‍‌ ​ ‌‍‍‌‌ ‌​‌‍‌‌‌​ ‍‌‍​‌‌ ‌‍‌‍‍‌‌‍‌ ‌‍​‌‌ ‌​‌‍‍‌‌‍ ‌‍ ‍‌​‍‌‌ ‌​‌‍‌‌‌‍ ‌​‍‌‍‌ ​​‌‍​‌‌ ‌​‌‍‍​​ ‌‌‍ ​‌‍​‌‌‍​‍‌‍‌‌‌‍ ​​‍‌‌​ ‌‌‌​​‍‌‌ ‌‍‍ ‌‍‌‌‌ ‍‌​‍‌‌​ ​ ‌​‌​​‍‌‌​ ​ ‌​‌​​‍‌‌​ ​‍​ ​‍‌‍‌​‌‍​‌​‍‌‌​ ​‍​ ​‍​‍‌‌​ ‌‌‌​‌​​‍ ‍‌ ‌‍‌‍​‌‌‍ ​‌ ‌‌‌‍‌‌​‍‌‍‌ ​​‌‍‌‌‌ ​‍‌ ​ ‌ ​​‌‍‌‌‌‍​ ‌ ‌​‌‍‍‌‌ ‌‍‌‍‌‌​ ‌‌ ​​‌ ‌‌‌‍​‍‌‍ ​‌‍‍‌‌ ​ ‌‍‍​‌‍‌‌‌‍‌​​‍​‍‌ ‌
Smileyrapport​​​​‌ ‍ ​‍​‍‌‍ ‌ ​‍‌‍‍‌‌‍‌ ‌‍‍‌‌‍ ‍​‍​‍​ ‍‍​‍​‍‌ ​ ‌‍​‌‌‍ ‍‌‍‍‌‌ ‌​‌ ‍‌​‍ ‍‌‍‍‌‌‍ ​‍​‍​‍ ​​‍​‍‌‍‍​‌ ​‍‌‍‌‌‌‍‌‍​‍​‍​ ‍‍​‍​‍‌‍‍​‌ ‌​‌ ‌​‌ ​​‌ ​ ​ ‍‍​‍ ​‍ ‌‍ ‍‌‍ ‌ ​‍‌‍‌​‌‍‍‌‌‍​ ​‍ ‌‌‍​‍‌‍‍‌‌ ‌​‌‍‌‌‌ ​ ​‍ ‌‌‍‌ ‌ ​‍‌‍ ‌ ‌‌‌ ​​​‍ ‌‌ ​ ‌ ‌​‌ ‌‌‌‍‌​‌‍‍‌‌‍ ​‍ ‍‌ ‌‍‌‍‌‌‌ ​‍‌‍​ ‌‍‌‌‌‍ ​​‍ ‍‌‍​‌‌ ​​‌ ​​​‍ ‌‍‍‌‌‍ ‍‌ ‌​‌‍‌‌‌‍ ‍‌ ‌​​‍ ‌‍‌‌‌‍‌​‌‍‍‌‌ ‌​​‍ ‌‍ ‌‌‍ ‌‍‌​‌‍‌‌​ ‌‌ ​​‌ ​‍‌‍‌‌‌ ​ ‌‍‌‌‌‍ ‍‌ ‌​‌‍​‌‌ ‌​‌‍‍‌‌‍ ‌‍ ‍​ ‍ ‌‍‍‌‌‍‌​​ ‌‌‍​‍​ ‌ ​ ​​‌‍‌‍‌‍‌‌​ ‍​‌‍‌‌​ ‌‍​‍ ‌‌‍​ ‌‍‌‌‌‍‌​​ ‌‍​‍ ‌​ ‌​‌‍​‍​ ​ ​ ​‌​‍ ‌​ ‍‌​ ​​‌‍‌‌​ ‌‍​‍ ‌​ ‌‍​ ​ ‌‍‌‌​ ​ ​ ​​‌‍​ ​ ‍‌​ ​​​ ‌​​ ​ ​ ​‍​ ‍​​ ‍ ‌ ‌​‌ ‍‌‌ ​​‌‍‌‌​ ‌‌ ‌ ‌‍‌‌‌‍​‍‌ ​ ‌‍‍‌‌ ‌​‌‍‌‌‌​ ‍‌‍​‌‌ ‌‍‌‍‍‌‌‍‌ ‌‍​‌‌ ‌​‌‍‍‌‌‍ ‌‍ ‍‌​‍‌‌ ‌​‌‍‌‌‌‍ ‌​ ‍ ‌ ​​‌‍​‌‌ ‌​‌‍‍​​ ‌‌‍ ​‌‍​‌‌‍​‍‌‍‌‌‌‍ ​​‍‌‌​ ‌‌‌​​‍‌‌ ‌‍‍ ‌‍‌‌‌ ‍‌​‍‌‌​ ​ ‌​‌​​‍‌‌​ ​ ‌​‌​​‍‌‌​ ​‍​ ​‍‌‍‌​‌‍​‌​‍‌‌​ ​‍​ ​‍​‍‌‌​ ‌‌‌​‌​​‍ ‍‌ ‌‍‌‍​‌‌‍ ​‌ ‌‌‌‍‌‌​ ‌‍​‍‌‍​‌‌ ​ ‌‍‌‌‌‌‌‌‌ ​‍‌‍ ​​ ‌‌‍‍​‌ ‌​‌ ‌​‌ ​​‌ ​ ​‍‌‌​ ​ ‌​​‌​‍‌‌​ ​‍‌​‌‍​‍‌‌​ ​‍‌​‌‍‌‍ ‍‌‍ ‌ ​‍‌‍‌​‌‍‍‌‌‍​ ​‍ ‌‌‍​‍‌‍‍‌‌ ‌​‌‍‌‌‌ ​ ​‍ ‌‌‍‌ ‌ ​‍‌‍ ‌ ‌‌‌ ​​​‍ ‌‌ ​ ‌ ‌​‌ ‌‌‌‍‌​‌‍‍‌‌‍ ​‍ ‍‌ ‌‍‌‍‌‌‌ ​‍‌‍​ ‌‍‌‌‌‍ ​​‍ ‍‌‍​‌‌ ​​‌ ​​​‍‌‍‌‍‍‌‌‍‌​​ ‌‌‍​‍​ ‌ ​ ​​‌‍‌‍‌‍‌‌​ ‍​‌‍‌‌​ ‌‍​‍ ‌‌‍​ ‌‍‌‌‌‍‌​​ ‌‍​‍ ‌​ ‌​‌‍​‍​ ​ ​ ​‌​‍ ‌​ ‍‌​ ​​‌‍‌‌​ ‌‍​‍ ‌​ ‌‍​ ​ ‌‍‌‌​ ​ ​ ​​‌‍​ ​ ‍‌​ ​​​ ‌​​ ​ ​ ​‍​ ‍​​‍‌‍‌ ‌​‌ ‍‌‌ ​​‌‍‌‌​ ‌‌ ‌ ‌‍‌‌‌‍​‍‌ ​ ‌‍‍‌‌ ‌​‌‍‌‌‌​ ‍‌‍​‌‌ ‌‍‌‍‍‌‌‍‌ ‌‍​‌‌ ‌​‌‍‍‌‌‍ ‌‍ ‍‌​‍‌‌ ‌​‌‍‌‌‌‍ ‌​‍‌‍‌ ​​‌‍​‌‌ ‌​‌‍‍​​ ‌‌‍ ​‌‍​‌‌‍​‍‌‍‌‌‌‍ ​​‍‌‌​ ‌‌‌​​‍‌‌ ‌‍‍ ‌‍‌‌‌ ‍‌​‍‌‌​ ​ ‌​‌​​‍‌‌​ ​ ‌​‌​​‍‌‌​ ​‍​ ​‍‌‍‌​‌‍​‌​‍‌‌​ ​‍​ ​‍​‍‌‌​ ‌‌‌​‌​​‍ ‍‌ ‌‍‌‍​‌‌‍ ​‌ ‌‌‌‍‌‌​‍‌‍‌ ​​‌‍‌‌‌ ​‍‌ ​ ‌ ​​‌‍‌‌‌‍​ ‌ ‌​‌‍‍‌‌ ‌‍‌‍‌‌​ ‌‌ ​​‌ ‌‌‌‍​‍‌‍ ​‌‍‍‌‌ ​ ‌‍‍​‌‍‌‌‌‍‌​​‍​‍‌ ‌
Allergener​​​​‌ ‍ ​‍​‍‌‍ ‌ ​‍‌‍‍‌‌‍‌ ‌‍‍‌‌‍ ‍​‍​‍​ ‍‍​‍​‍‌ ​ ‌‍​‌‌‍ ‍‌‍‍‌‌ ‌​‌ ‍‌​‍ ‍‌‍‍‌‌‍ ​‍​‍​‍ ​​‍​‍‌‍‍​‌ ​‍‌‍‌‌‌‍‌‍​‍​‍​ ‍‍​‍​‍‌‍‍​‌ ‌​‌ ‌​‌ ​​‌ ​ ​ ‍‍​‍ ​‍ ‌‍ ‍‌‍ ‌ ​‍‌‍‌​‌‍‍‌‌‍​ ​‍ ‌‌‍​‍‌‍‍‌‌ ‌​‌‍‌‌‌ ​ ​‍ ‌‌‍‌ ‌ ​‍‌‍ ‌ ‌‌‌ ​​​‍ ‌‌ ​ ‌ ‌​‌ ‌‌‌‍‌​‌‍‍‌‌‍ ​‍ ‍‌ ‌‍‌‍‌‌‌ ​‍‌‍​ ‌‍‌‌‌‍ ​​‍ ‍‌‍​‌‌ ​​‌ ​​​‍ ‌‍‍‌‌‍ ‍‌ ‌​‌‍‌‌‌‍ ‍‌ ‌​​‍ ‌‍‌‌‌‍‌​‌‍‍‌‌ ‌​​‍ ‌‍ ‌‌‍ ‌‍‌​‌‍‌‌​ ‌‌ ​​‌ ​‍‌‍‌‌‌ ​ ‌‍‌‌‌‍ ‍‌ ‌​‌‍​‌‌ ‌​‌‍‍‌‌‍ ‌‍ ‍​ ‍ ‌‍‍‌‌‍‌​​ ‌​ ‌​​ ‍​​ ‌ ‌‍​‍​ ‌​​ ​‌​ ​​‌‍‌​​‍ ‌‌‍‌​​ ‍​‌‍​‍‌‍​‍​‍ ‌​ ‌​‌‍‌‍​ ​​​ ‌​​‍ ‌‌‍​‍​ ‌ ​ ‌ ​ ​ ​‍ ‌​ ‌‍​ ‍‌‌‍‌‍​ ‌​​ ‍​‌‍​ ​ ​‌‌‍‌‍‌‍​ ‌‍‌‍​ ‌‍​ ‌‌​ ‍ ‌ ‌​‌ ‍‌‌ ​​‌‍‌‌​ ‌‌ ‌ ‌‍‌‌‌‍​‍‌ ​ ‌‍‍‌‌ ‌​‌‍‌‌‌​ ‍‌‍​‌‌ ‌‍‌‍‍‌‌‍‌ ‌‍​‌‌ ‌​‌‍‍‌‌‍ ‌‍ ‍‌​‍‌‌ ‌​‌‍‌‌‌‍ ‌​ ‍ ‌ ​​‌‍​‌‌ ‌​‌‍‍​​ ‌‌‍ ​‌‍​‌‌‍​‍‌‍‌‌‌‍ ​​‍‌‌​ ‌‌‌​​‍‌‌ ‌‍‍ ‌‍‌‌‌ ‍‌​‍‌‌​ ​ ‌​‌​​‍‌‌​ ​ ‌​‌​​‍‌‌​ ​‍​ ​‍‌‍‌​‌‍​‌​‍‌‌​ ​‍​ ​‍​‍‌‌​ ‌‌‌​‌​​‍ ‍‌ ‌‍‌‍​‌‌‍ ​‌ ‌‌‌‍‌‌​ ‌‍​‍‌‍​‌‌ ​ ‌‍‌‌‌‌‌‌‌ ​‍‌‍ ​​ ‌‌‍‍​‌ ‌​‌ ‌​‌ ​​‌ ​ ​‍‌‌​ ​ ‌​​‌​‍‌‌​ ​‍‌​‌‍​‍‌‌​ ​‍‌​‌‍‌‍ ‍‌‍ ‌ ​‍‌‍‌​‌‍‍‌‌‍​ ​‍ ‌‌‍​‍‌‍‍‌‌ ‌​‌‍‌‌‌ ​ ​‍ ‌‌‍‌ ‌ ​‍‌‍ ‌ ‌‌‌ ​​​‍ ‌‌ ​ ‌ ‌​‌ ‌‌‌‍‌​‌‍‍‌‌‍ ​‍ ‍‌ ‌‍‌‍‌‌‌ ​‍‌‍​ ‌‍‌‌‌‍ ​​‍ ‍‌‍​‌‌ ​​‌ ​​​‍‌‍‌‍‍‌‌‍‌​​ ‌​ ‌​​ ‍​​ ‌ ‌‍​‍​ ‌​​ ​‌​ ​​‌‍‌​​‍ ‌‌‍‌​​ ‍​‌‍​‍‌‍​‍​‍ ‌​ ‌​‌‍‌‍​ ​​​ ‌​​‍ ‌‌‍​‍​ ‌ ​ ‌ ​ ​ ​‍ ‌​ ‌‍​ ‍‌‌‍‌‍​ ‌​​ ‍​‌‍​ ​ ​‌‌‍‌‍‌‍​ ‌‍‌‍​ ‌‍​ ‌‌​‍‌‍‌ ‌​‌ ‍‌‌ ​​‌‍‌‌​ ‌‌ ‌ ‌‍‌‌‌‍​‍‌ ​ ‌‍‍‌‌ ‌​‌‍‌‌‌​ ‍‌‍​‌‌ ‌‍‌‍‍‌‌‍‌ ‌‍​‌‌ ‌​‌‍‍‌‌‍ ‌‍ ‍‌​‍‌‌ ‌​‌‍‌‌‌‍ ‌​‍‌‍‌ ​​‌‍​‌‌ ‌​‌‍‍​​ ‌‌‍ ​‌‍​‌‌‍​‍‌‍‌‌‌‍ ​​‍‌‌​ ‌‌‌​​‍‌‌ ‌‍‍ ‌‍‌‌‌ ‍‌​‍‌‌​ ​ ‌​‌​​‍‌‌​ ​ ‌​‌​​‍‌‌​ ​‍​ ​‍‌‍‌​‌‍​‌​‍‌‌​ ​‍​ ​‍​‍‌‌​ ‌‌‌​‌​​‍ ‍‌ ‌‍‌‍​‌‌‍ ​‌ ‌‌‌‍‌‌​‍‌‍‌ ​​‌‍‌‌‌ ​‍‌ ​ ‌ ​​‌‍‌‌‌‍​ ‌ ‌​‌‍‍‌‌ ‌‍‌‍‌‌​ ‌‌ ​​‌ ‌‌‌‍​‍‌‍ ​‌‍‍‌‌ ​ ‌‍‍​‌‍‌‌‌‍‌​​‍​‍‌ ‌
Privatlivspolitik​​​​‌ ‍ ​‍​‍‌‍ ‌ ​‍‌‍‍‌‌‍‌ ‌‍‍‌‌‍ ‍​‍​‍​ ‍‍​‍​‍‌ ​ ‌‍​‌‌‍ ‍‌‍‍‌‌ ‌​‌ ‍‌​‍ ‍‌‍‍‌‌‍ ​‍​‍​‍ ​​‍​‍‌‍‍​‌ ​‍‌‍‌‌‌‍‌‍​‍​‍​ ‍‍​‍​‍‌‍‍​‌ ‌​‌ ‌​‌ ​​‌ ​ ​ ‍‍​‍ ​‍ ‌‍ ‍‌‍ ‌ ​‍‌‍‌​‌‍‍‌‌‍​ ​‍ ‌‌‍​‍‌‍‍‌‌ ‌​‌‍‌‌‌ ​ ​‍ ‌‌‍‌ ‌ ​‍‌‍ ‌ ‌‌‌ ​​​‍ ‌‌ ​ ‌ ‌​‌ ‌‌‌‍‌​‌‍‍‌‌‍ ​‍ ‍‌ ‌‍‌‍‌‌‌ ​‍‌‍​ ‌‍‌‌‌‍ ​​‍ ‍‌‍​‌‌ ​​‌ ​​​‍ ‌‍‍‌‌‍ ‍‌ ‌​‌‍‌‌‌‍ ‍‌ ‌​​‍ ‌‍‌‌‌‍‌​‌‍‍‌‌ ‌​​‍ ‌‍ ‌‌‍ ‌‍‌​‌‍‌‌​ ‌‌ ​​‌ ​‍‌‍‌‌‌ ​ ‌‍‌‌‌‍ ‍‌ ‌​‌‍​‌‌ ‌​‌‍‍‌‌‍ ‌‍ ‍​ ‍ ‌‍‍‌‌‍‌​​ ‌​ ‍‌​ ‍​‌‍​‍‌‍‌​‌‍​‍​ ‌​​ ‌ ​ ​‍​‍ ‌‌‍‌​‌‍​ ‌‍‌‌‌‍‌‍​‍ ‌​ ‌​​ ‍​​ ​‍​ ‌‍​‍ ‌‌‍​‌‌‍​ ‌‍​ ​ ‌ ​‍ ‌​ ​ ​ ​ ​ ‌‌​ ​​‌‍​‌​ ‌‌​ ​‍‌‍​ ‌‍‌​​ ‌​‌‍‌‌​ ‌‌​ ‍ ‌ ‌​‌ ‍‌‌ ​​‌‍‌‌​ ‌‌ ‌ ‌‍‌‌‌‍​‍‌ ​ ‌‍‍‌‌ ‌​‌‍‌‌‌​ ‍‌‍​‌‌ ‌‍‌‍‍‌‌‍‌ ‌‍​‌‌ ‌​‌‍‍‌‌‍ ‌‍ ‍‌​‍‌‌ ‌​‌‍‌‌‌‍ ‌​ ‍ ‌ ​​‌‍​‌‌ ‌​‌‍‍​​ ‌‌‍ ​‌‍​‌‌‍​‍‌‍‌‌‌‍ ​​‍‌‌​ ‌‌‌​​‍‌‌ ‌‍‍ ‌‍‌‌‌ ‍‌​‍‌‌​ ​ ‌​‌​​‍‌‌​ ​ ‌​‌​​‍‌‌​ ​‍​ ​‍‌‍‌​‌‍​‌​‍‌‌​ ​‍​ ​‍​‍‌‌​ ‌‌‌​‌​​‍ ‍‌ ‌‍‌‍​‌‌‍ ​‌ ‌‌‌‍‌‌​ ‌‍​‍‌‍​‌‌ ​ ‌‍‌‌‌‌‌‌‌ ​‍‌‍ ​​ ‌‌‍‍​‌ ‌​‌ ‌​‌ ​​‌ ​ ​‍‌‌​ ​ ‌​​‌​‍‌‌​ ​‍‌​‌‍​‍‌‌​ ​‍‌​‌‍‌‍ ‍‌‍ ‌ ​‍‌‍‌​‌‍‍‌‌‍​ ​‍ ‌‌‍​‍‌‍‍‌‌ ‌​‌‍‌‌‌ ​ ​‍ ‌‌‍‌ ‌ ​‍‌‍ ‌ ‌‌‌ ​​​‍ ‌‌ ​ ‌ ‌​‌ ‌‌‌‍‌​‌‍‍‌‌‍ ​‍ ‍‌ ‌‍‌‍‌‌‌ ​‍‌‍​ ‌‍‌‌‌‍ ​​‍ ‍‌‍​‌‌ ​​‌ ​​​‍‌‍‌‍‍‌‌‍‌​​ ‌​ ‍‌​ ‍​‌‍​‍‌‍‌​‌‍​‍​ ‌​​ ‌ ​ ​‍​‍ ‌‌‍‌​‌‍​ ‌‍‌‌‌‍‌‍​‍ ‌​ ‌​​ ‍​​ ​‍​ ‌‍​‍ ‌‌‍​‌‌‍​ ‌‍​ ​ ‌ ​‍ ‌​ ​ ​ ​ ​ ‌‌​ ​​‌‍​‌​ ‌‌​ ​‍‌‍​ ‌‍‌​​ ‌​‌‍‌‌​ ‌‌​‍‌‍‌ ‌​‌ ‍‌‌ ​​‌‍‌‌​ ‌‌ ‌ ‌‍‌‌‌‍​‍‌ ​ ‌‍‍‌‌ ‌​‌‍‌‌‌​ ‍‌‍​‌‌ ‌‍‌‍‍‌‌‍‌ ‌‍​‌‌ ‌​‌‍‍‌‌‍ ‌‍ ‍‌​‍‌‌ ‌​‌‍‌‌‌‍ ‌​‍‌‍‌ ​​‌‍​‌‌ ‌​‌‍‍​​ ‌‌‍ ​‌‍​‌‌‍​‍‌‍‌‌‌‍ ​​‍‌‌​ ‌‌‌​​‍‌‌ ‌‍‍ ‌‍‌‌‌ ‍‌​‍‌‌​ ​ ‌​‌​​‍‌‌​ ​ ‌​‌​​‍‌‌​ ​‍​ ​‍‌‍‌​‌‍​‌​‍‌‌​ ​‍​ ​‍​‍‌‌​ ‌‌‌​‌​​‍ ‍‌ ‌‍‌‍​‌‌‍ ​‌ ‌‌‌‍‌‌​‍‌‍‌ ​​‌‍‌‌‌ ​‍‌ ​ ‌ ​​‌‍‌‌‌‍​ ‌ ‌​‌‍‍‌‌ ‌‍‌‍‌‌​ ‌‌ ​​‌ ‌‌‌‍​‍‌‍ ​‌‍‍‌‌ ​ ‌‍‍​‌‍‌‌‌‍‌​​‍​‍‌ ‌
Subway® is a Registered Trademark of Subway IP, LLC © 2026
Subway IP, LLC. All Rights Reserved.​​​​‌ ‍ ​‍​‍‌‍ ‌ ​‍‌‍‍‌‌‍‌ ‌‍‍‌‌‍ ‍​‍​‍​ ‍‍​‍​‍‌ ​ ‌‍​‌‌‍ ‍‌‍‍‌‌ ‌​‌ ‍‌​‍ ‍‌‍‍‌‌‍ ​‍​‍​‍ ​​‍​‍‌‍‍​‌ ​‍‌‍‌‌‌‍‌‍​‍​‍​ ‍‍​‍​‍‌‍‍​‌ ‌​‌ ‌​‌ ​​‌ ​ ​ ‍‍​‍ ​‍ ‌‍ ‍‌‍ ‌ ​‍‌‍‌​‌‍‍‌‌‍​ ​‍ ‌‌‍​‍‌‍‍‌‌ ‌​‌‍‌‌‌ ​ ​‍ ‌‌‍‌ ‌ ​‍‌‍ ‌ ‌‌‌ ​​​‍ ‌‌ ​ ‌ ‌​‌ ‌‌‌‍‌​‌‍‍‌‌‍ ​‍ ‍‌ ‌‍‌‍‌‌‌ ​‍‌‍​ ‌‍‌‌‌‍ ​​‍ ‍‌‍​‌‌ ​​‌ ​​​‍ ‌‍‍‌‌‍ ‍‌ ‌​‌‍‌‌‌‍ ‍‌ ‌​​‍ ‌‍‌‌‌‍‌​‌‍‍‌‌ ‌​​‍ ‌‍ ‌‌‍ ‌‍‌​‌‍‌‌​ ‌‌ ​​‌ ​‍‌‍‌‌‌ ​ ‌‍‌‌‌‍ ‍‌ ‌​‌‍​‌‌ ‌​‌‍‍‌‌‍ ‌‍ ‍​ ‍ ‌‍‍‌‌‍‌​​ ‌​ ‌‍​ ​ ‌‍‌​​ ‌‌​ ​ ‌‍​‍​ ​‌​ ​​​‍ ‌​ ​‍​ ​‌​ ‌‌​ ​​​‍ ‌​ ‌​‌‍​ ‌‍​ ​ ​​​‍ ‌​ ‍​‌‍‌‌​ ‍‌​ ​‍​‍ ‌​ ‌ ‌‍‌‌​ ​‍​ ​‌​ ​‍​ ​ ​ ​ ‌‍‌‍‌‍​‍​ ‌‌​ ‍​‌‍​‌​ ‍ ‌ ‌​‌ ‍‌‌ ​​‌‍‌‌​ ‌‌ ‌ ‌‍‌‌‌‍​‍‌ ​ ‌‍‍‌‌ ‌​‌‍‌‌‌​‌‍‌‍ ‌‍ ‌ ‌​‌‍‌‌‌ ​‍​ ‍ ‌ ​​‌‍​‌‌ ‌​‌‍‍​​ ‌‌‍​ ‌‍ ‌ ​​‌ ‍‌‌ ​‍‌‍‍‌‌‍‌ ‌‍‍​‌ ‌​‌​ ‍‌‍ ‌ ‌​‌‍‍‌‌‍​ ‌‍‌‌​‍‌‌​ ‌‌‌​​‍‌‌ ‌‍‍ ‌‍‌‌‌ ‍‌​‍‌‌​ ​ ‌​‌​​‍‌‌​ ​ ‌​‌​​‍‌‌​ ​‍​ ​‍‌‍‌​‌‍​‌​‍‌‌​ ​‍​ ​‍​‍‌‌​ ‌‌‌​‌​​‍ ‍‌ ‌‍‌‍​‌‌‍ ​‌ ‌‌‌‍‌‌​ ‌‍​‍‌‍​‌‌ ​ ‌‍‌‌‌‌‌‌‌ ​‍‌‍ ​​ ‌‌‍‍​‌ ‌​‌ ‌​‌ ​​‌ ​ ​‍‌‌​ ​ ‌​​‌​‍‌‌​ ​‍‌​‌‍​‍‌‌​ ​‍‌​‌‍‌‍ ‍‌‍ ‌ ​‍‌‍‌​‌‍‍‌‌‍​ ​‍ ‌‌‍​‍‌‍‍‌‌ ‌​‌‍‌‌‌ ​ ​‍ ‌‌‍‌ ‌ ​‍‌‍ ‌ ‌‌‌ ​​​‍ ‌‌ ​ ‌ ‌​‌ ‌‌‌‍‌​‌‍‍‌‌‍ ​‍ ‍‌ ‌‍‌‍‌‌‌ ​‍‌‍​ ‌‍‌‌‌‍ ​​‍ ‍‌‍​‌‌ ​​‌ ​​​‍‌‍‌‍‍‌‌‍‌​​ ‌​ ‌‍​ ​ ‌‍‌​​ ‌‌​ ​ ‌‍​‍​ ​‌​ ​​​‍ ‌​ ​‍​ ​‌​ ‌‌​ ​​​‍ ‌​ ‌​‌‍​ ‌‍​ ​ ​​​‍ ‌​ ‍​‌‍‌‌​ ‍‌​ ​‍​‍ ‌​ ‌ ‌‍‌‌​ ​‍​ ​‌​ ​‍​ ​ ​ ​ ‌‍‌‍‌‍​‍​ ‌‌​ ‍​‌‍​‌​‍‌‍‌ ‌​‌ ‍‌‌ ​​‌‍‌‌​ ‌‌ ‌ ‌‍‌‌‌‍​‍‌ ​ ‌‍‍‌‌ ‌​‌‍‌‌‌​‌‍‌‍ ‌‍ ‌ ‌​‌‍‌‌‌ ​‍​‍‌‍‌ ​​‌‍​‌‌ ‌​‌‍‍​​ ‌‌‍​ ‌‍ ‌ ​​‌ ‍‌‌ ​‍‌‍‍‌‌‍‌ ‌‍‍​‌ ‌​‌​ ‍‌‍ ‌ ‌​‌‍‍‌‌‍​ ‌‍‌‌​‍‌‌​ ‌‌‌​​‍‌‌ ‌‍‍ ‌‍‌‌‌ ‍‌​‍‌‌​ ​ ‌​‌​​‍‌‌​ ​ ‌​‌​​‍‌‌​ ​‍​ ​‍‌‍‌​‌‍​‌​‍‌‌​ ​‍​ ​‍​‍‌‌​ ‌‌‌​‌​​‍ ‍‌ ‌‍‌‍​‌‌‍ ​‌ ‌‌‌‍‌‌​‍‌‍‌ ​​‌‍‌‌‌ ​‍‌ ​ ‌ ​​‌‍‌‌‌‍​ ‌ ‌​‌‍‍‌‌ ‌‍‌‍‌‌​ ‌‌ ​​‌ ‌‌‌‍​‍‌‍ ​‌‍‍‌‌ ​ ‌‍‍​‌‍‌‌‌‍‌​​‍​‍‌ ‌
Subway Danmark TikTok